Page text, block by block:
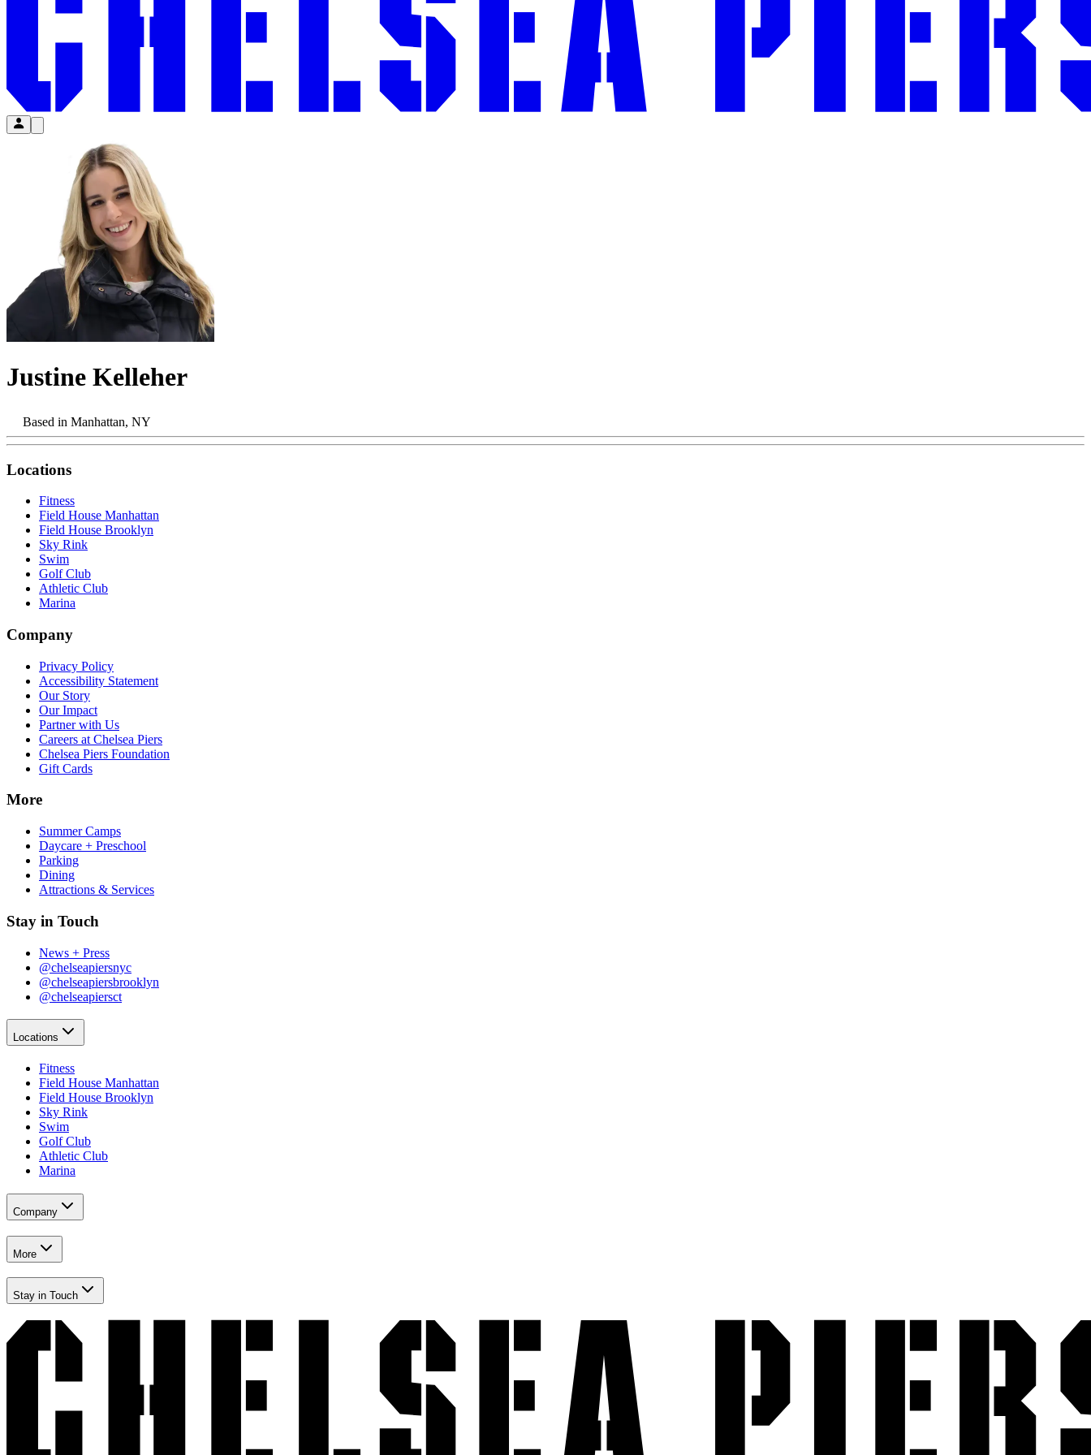
Justine Kelleher​​​​‌ ‍ ​‍​‍‌‍ ‌ ​‍‌‍‍‌‌‍‌ ‌‍‍‌‌‍ ‍​‍​‍​ ‍‍​‍​‍‌ ​ ‌‍​‌‌‍ ‍‌‍‍‌‌ ‌​‌ ‍‌​‍ ‍‌‍‍‌‌‍ ​‍​‍​‍ ​​‍​‍‌‍‍​‌ ​‍‌‍‌‌‌‍‌‍​‍​‍​ ‍‍​‍​‍‌‍‍​‌ ‌​‌ ‌​‌ ​​‌ ​ ​ ‍‍​‍ ​‍ ‌‍​ ‌‍‍​‌‍‌‌‌‍ ​‌ ​ ‌‍‌‌‌‍​‌‌ ​​‌‍‍‌‌‍‌‌‌ ​‍‌ ​ ​‍ ‍‌ ​ ‌‍​‌‌‍ ‍‌‍‍‌‌ ‌​‌ ‍‌​‍ ‍‌ ​ ‌ ‌​‌ ‌‌‌‍‌​‌‍‍‌‌‍ ​‍ ‌‍‍‌‌‍ ‍‌ ‌​‌‍‌‌‌‍ ‍‌ ‌​​‍ ‌‍‌‌‌‍‌​‌‍‍‌‌ ‌​​‍ ‌‍ ‌‌‍ ‌‍‌​‌‍‌‌​ ‌‌ ​​‌ ​‍‌‍‌‌‌ ​ ‌‍‌‌‌‍ ‍‌ ‌​‌‍​‌‌ ‌​‌‍‍‌‌‍ ‌‍ ‍​ ‍ ‌‍‍‌‌‍‌​​ ‌​ ‍‌​ ​​‌‍‌​​ ‌‍​ ‌‍‌‍​‍​ ‌​​ ‍‌​‍ ‌‌‍​‍​ ​‌​ ‌‌​ ‌ ​‍ ‌​ ‌​​ ‌‍‌‍‌​​ ‍​​‍ ‌‌‍​‍‌‍‌‌​ ‌ ​ ​​​‍ ‌​ ​​‌‍‌​‌‍​ ​ ‌‌​ ‍​​ ​‍​ ‍‌​ ​​​ ‌​​ ​​​ ​ ​ ​ ​ ‍ ‌ ‌​‌ ‍‌‌ ​​‌‍‌‌​ ‌‌‍​ ‌‍ ‌‍​‌‌‍​ ‌‍‍​​ ‍ ‌ ​​‌‍​‌‌ ‌​‌‍‍​​ ‌‌‍ ‍‌‍​‌‌‍ ‌‌‍‌‌​ ‌‍​‍‌‍​‌‌ ​ ‌‍‌‌‌‌‌‌‌ ​‍‌‍ ​​ ‌‌‍‍​‌ ‌​‌ ‌​‌ ​​‌ ​ ​‍‌‌​ ​ ‌​​‌​‍‌‌​ ​‍‌​‌‍​‍‌‌​ ​‍‌​‌‍‌‍​ ‌‍‍​‌‍‌‌‌‍ ​‌ ​ ‌‍‌‌‌‍​‌‌ ​​‌‍‍‌‌‍‌‌‌ ​‍‌ ​ ​‍ ‍‌ ​ ‌‍​‌‌‍ ‍‌‍‍‌‌ ‌​‌ ‍‌​‍ ‍‌ ​ ‌ ‌​‌ ‌‌‌‍‌​‌‍‍‌‌‍ ​‍‌‍‌‍‍‌‌‍‌​​ ‌​ ‍‌​ ​​‌‍‌​​ ‌‍​ ‌‍‌‍​‍​ ‌​​ ‍‌​‍ ‌‌‍​‍​ ​‌​ ‌‌​ ‌ ​‍ ‌​ ‌​​ ‌‍‌‍‌​​ ‍​​‍ ‌‌‍​‍‌‍‌‌​ ‌ ​ ​​​‍ ‌​ ​​‌‍‌​‌‍​ ​ ‌‌​ ‍​​ ​‍​ ‍‌​ ​​​ ‌​​ ​​​ ​ ​ ​ ​‍‌‍‌ ‌​‌ ‍‌‌ ​​‌‍‌‌​ ‌‌‍​ ‌‍ ‌‍​‌‌‍​ ‌‍‍​​‍‌‍‌ ​​‌‍​‌‌ ‌​‌‍‍​​ ‌‌‍ ‍‌‍​‌‌‍ ‌‌‍‌‌​‍‌‍‌ ​​‌‍‌‌‌ ​‍‌ ​ ‌ ​​‌‍‌‌‌‍​ ‌ ‌​‌‍‍‌‌ ‌‍‌‍‌‌​ ‌‌ ​​‌ ‌‌‌‍​‍‌‍ ​‌‍‍‌‌ ​ ‌‍‍​‌‍‌‌‌‍‌​​‍​‍‌ ‌
Based in Manhattan, NY​​​​‌ ‍ ​‍​‍‌‍ ‌ ​‍‌‍‍‌‌‍‌ ‌‍‍‌‌‍ ‍​‍​‍​ ‍‍​‍​‍‌ ​ ‌‍​‌‌‍ ‍‌‍‍‌‌ ‌​‌ ‍‌​‍ ‍‌‍‍‌‌‍ ​‍​‍​‍ ​​‍​‍‌‍‍​‌ ​‍‌‍‌‌‌‍‌‍​‍​‍​ ‍‍​‍​‍‌‍‍​‌ ‌​‌ ‌​‌ ​​‌ ​ ​ ‍‍​‍ ​‍ ‌‍​ ‌‍‍​‌‍‌‌‌‍ ​‌ ​ ‌‍‌‌‌‍​‌‌ ​​‌‍‍‌‌‍‌‌‌ ​‍‌ ​ ​‍ ‍‌ ​ ‌‍​‌‌‍ ‍‌‍‍‌‌ ‌​‌ ‍‌​‍ ‍‌ ​ ‌ ‌​‌ ‌‌‌‍‌​‌‍‍‌‌‍ ​‍ ‌‍‍‌‌‍ ‍‌ ‌​‌‍‌‌‌‍ ‍‌ ‌​​‍ ‌‍‌‌‌‍‌​‌‍‍‌‌ ‌​​‍ ‌‍ ‌‌‍ ‌‍‌​‌‍‌‌​ ‌‌ ​​‌ ​‍‌‍‌‌‌ ​ ‌‍‌‌‌‍ ‍‌ ‌​‌‍​‌‌ ‌​‌‍‍‌‌‍ ‌‍ ‍​ ‍ ‌‍‍‌‌‍‌​​ ‌​ ‍‌​ ​​‌‍‌​​ ‌‍​ ‌‍‌‍​‍​ ‌​​ ‍‌​‍ ‌‌‍​‍​ ​‌​ ‌‌​ ‌ ​‍ ‌​ ‌​​ ‌‍‌‍‌​​ ‍​​‍ ‌‌‍​‍‌‍‌‌​ ‌ ​ ​​​‍ ‌​ ​​‌‍‌​‌‍​ ​ ‌‌​ ‍​​ ​‍​ ‍‌​ ​​​ ‌​​ ​​​ ​ ​ ​ ​ ‍ ‌ ‌​‌ ‍‌‌ ​​‌‍‌‌​ ‌‌‍​ ‌‍ ‌‍​‌‌‍​ ‌‍‍​​ ‍ ‌ ​​‌‍​‌‌ ‌​‌‍‍​​ ‌‌‍ ​‌‍ ‌‍​ ‌‍​‌‌ ‌​‌‍‍‌‌‍ ‌‍ ‍​ ‌‍​‍‌‍​‌‌ ​ ‌‍‌‌‌‌‌‌‌ ​‍‌‍ ​​ ‌‌‍‍​‌ ‌​‌ ‌​‌ ​​‌ ​ ​‍‌‌​ ​ ‌​​‌​‍‌‌​ ​‍‌​‌‍​‍‌‌​ ​‍‌​‌‍‌‍​ ‌‍‍​‌‍‌‌‌‍ ​‌ ​ ‌‍‌‌‌‍​‌‌ ​​‌‍‍‌‌‍‌‌‌ ​‍‌ ​ ​‍ ‍‌ ​ ‌‍​‌‌‍ ‍‌‍‍‌‌ ‌​‌ ‍‌​‍ ‍‌ ​ ‌ ‌​‌ ‌‌‌‍‌​‌‍‍‌‌‍ ​‍‌‍‌‍‍‌‌‍‌​​ ‌​ ‍‌​ ​​‌‍‌​​ ‌‍​ ‌‍‌‍​‍​ ‌​​ ‍‌​‍ ‌‌‍​‍​ ​‌​ ‌‌​ ‌ ​‍ ‌​ ‌​​ ‌‍‌‍‌​​ ‍​​‍ ‌‌‍​‍‌‍‌‌​ ‌ ​ ​​​‍ ‌​ ​​‌‍‌​‌‍​ ​ ‌‌​ ‍​​ ​‍​ ‍‌​ ​​​ ‌​​ ​​​ ​ ​ ​ ​‍‌‍‌ ‌​‌ ‍‌‌ ​​‌‍‌‌​ ‌‌‍​ ‌‍ ‌‍​‌‌‍​ ‌‍‍​​‍‌‍‌ ​​‌‍​‌‌ ‌​‌‍‍​​ ‌‌‍ ​‌‍ ‌‍​ ‌‍​‌‌ ‌​‌‍‍‌‌‍ ‌‍ ‍​‍‌‍‌ ​​‌‍‌‌‌ ​‍‌ ​ ‌ ​​‌‍‌‌‌‍​ ‌ ‌​‌‍‍‌‌ ‌‍‌‍‌‌​ ‌‌ ​​‌ ‌‌‌‍​‍‌‍ ​‌‍‍‌‌ ​ ‌‍‍​‌‍‌‌‌‍‌​​‍​‍‌ ‌
Locations​​​​‌ ‍ ​‍​‍‌‍ ‌ ​‍‌‍‍‌‌‍‌ ‌‍‍‌‌‍ ‍​‍​‍​ ‍‍​‍​‍‌ ​ ‌‍​‌‌‍ ‍‌‍‍‌‌ ‌​‌ ‍‌​‍ ‍‌‍‍‌‌‍ ​‍​‍​‍ ​​‍​‍‌‍‍​‌ ​‍‌‍‌‌‌‍‌‍​‍​‍​ ‍‍​‍​‍‌‍‍​‌ ‌​‌ ‌​‌ ​​‌ ​ ​ ‍‍​‍ ​‍ ‌‍​ ‌‍‍​‌‍‌‌‌‍ ​‌ ​ ‌‍‌‌‌‍​‌‌ ​​‌‍‍‌‌‍‌‌‌ ​‍‌ ​ ​‍ ‍‌ ​ ‌‍​‌‌‍ ‍‌‍‍‌‌ ‌​‌ ‍‌​‍ ‍‌ ​ ‌ ‌​‌ ‌‌‌‍‌​‌‍‍‌‌‍ ​‍ ‌‍‍‌‌‍ ‍‌ ‌​‌‍‌‌‌‍ ‍‌ ‌​​‍ ‌‍‌‌‌‍‌​‌‍‍‌‌ ‌​​‍ ‌‍ ‌‌‍ ‌‍‌​‌‍‌‌​ ‌‌ ​​‌ ​‍‌‍‌‌‌ ​ ‌‍‌‌‌‍ ‍‌ ‌​‌‍​‌‌ ‌​‌‍‍‌‌‍ ‌‍ ‍​ ‍ ‌‍‍‌‌‍‌​​ ‌‌‍‌‍‌‍ ‌‍ ‌ ‌​‌‍‌‌‌ ​‍​ ‍ ‌ ‌​‌ ‍‌‌ ​​‌‍‌‌​ ‌‌‍‌‍‌‍ ‌‍ ‌ ‌​‌‍‌‌‌ ​‍​ ‍ ‌ ​​‌‍​‌‌ ‌​‌‍‍​​ ‌‌‍​ ‌‍ ‌‍ ​‌ ‌‌‌‍ ‌‌‍ ‍‌ ​ ​‍‌‌​ ‌‌‌​​‍‌‌ ‌‍‍ ‌‍‌‌‌ ‍‌​‍‌‌​ ​ ‌​‌​​‍‌‌​ ​ ‌​‌​​‍‌‌​ ​‍​ ​‍‌‍‌‌‌‍​‍​ ​‍​ ‍​‌‍​ ​ ‌‌‌‍​ ‌‍​ ‌‍‌‌‌‍​‍‌‍​‌​ ​‌​‍‌‌​ ​‍​ ​‍​‍‌‌​ ‌‌‌​‌​​‍ ‍‌ ‌​‌‍‍‌‌ ‌​‌‍ ​‌‍‌‌​ ‌‍​‍‌‍​‌‌ ​ ‌‍‌‌‌‌‌‌‌ ​‍‌‍ ​​ ‌‌‍‍​‌ ‌​‌ ‌​‌ ​​‌ ​ ​‍‌‌​ ​ ‌​​‌​‍‌‌​ ​‍‌​‌‍​‍‌‌​ ​‍‌​‌‍‌‍​ ‌‍‍​‌‍‌‌‌‍ ​‌ ​ ‌‍‌‌‌‍​‌‌ ​​‌‍‍‌‌‍‌‌‌ ​‍‌ ​ ​‍ ‍‌ ​ ‌‍​‌‌‍ ‍‌‍‍‌‌ ‌​‌ ‍‌​‍ ‍‌ ​ ‌ ‌​‌ ‌‌‌‍‌​‌‍‍‌‌‍ ​‍‌‍‌‍‍‌‌‍‌​​ ‌‌‍‌‍‌‍ ‌‍ ‌ ‌​‌‍‌‌‌ ​‍​‍‌‍‌ ‌​‌ ‍‌‌ ​​‌‍‌‌​ ‌‌‍‌‍‌‍ ‌‍ ‌ ‌​‌‍‌‌‌ ​‍​‍‌‍‌ ​​‌‍​‌‌ ‌​‌‍‍​​ ‌‌‍​ ‌‍ ‌‍ ​‌ ‌‌‌‍ ‌‌‍ ‍‌ ​ ​‍‌‌​ ‌‌‌​​‍‌‌ ‌‍‍ ‌‍‌‌‌ ‍‌​‍‌‌​ ​ ‌​‌​​‍‌‌​ ​ ‌​‌​​‍‌‌​ ​‍​ ​‍‌‍‌‌‌‍​‍​ ​‍​ ‍​‌‍​ ​ ‌‌‌‍​ ‌‍​ ‌‍‌‌‌‍​‍‌‍​‌​ ​‌​‍‌‌​ ​‍​ ​‍​‍‌‌​ ‌‌‌​‌​​‍ ‍‌ ‌​‌‍‍‌‌ ‌​‌‍ ​‌‍‌‌​‍‌‍‌ ​​‌‍‌‌‌ ​‍‌ ​ ‌ ​​‌‍‌‌‌‍​ ‌ ‌​‌‍‍‌‌ ‌‍‌‍‌‌​ ‌‌ ​​‌ ‌‌‌‍​‍‌‍ ​‌‍‍‌‌ ​ ‌‍‍​‌‍‌‌‌‍‌​​‍​‍‌ ‌
Fitness​​​​‌ ‍ ​‍​‍‌‍ ‌ ​‍‌‍‍‌‌‍‌ ‌‍‍‌‌‍ ‍​‍​‍​ ‍‍​‍​‍‌ ​ ‌‍​‌‌‍ ‍‌‍‍‌‌ ‌​‌ ‍‌​‍ ‍‌‍‍‌‌‍ ​‍​‍​‍ ​​‍​‍‌‍‍​‌ ​‍‌‍‌‌‌‍‌‍​‍​‍​ ‍‍​‍​‍‌‍‍​‌ ‌​‌ ‌​‌ ​​‌ ​ ​ ‍‍​‍ ​‍ ‌‍​ ‌‍‍​‌‍‌‌‌‍ ​‌ ​ ‌‍‌‌‌‍​‌‌ ​​‌‍‍‌‌‍‌‌‌ ​‍‌ ​ ​‍ ‍‌ ​ ‌‍​‌‌‍ ‍‌‍‍‌‌ ‌​‌ ‍‌​‍ ‍‌ ​ ‌ ‌​‌ ‌‌‌‍‌​‌‍‍‌‌‍ ​‍ ‌‍‍‌‌‍ ‍‌ ‌​‌‍‌‌‌‍ ‍‌ ‌​​‍ ‌‍‌‌‌‍‌​‌‍‍‌‌ ‌​​‍ ‌‍ ‌‌‍ ‌‍‌​‌‍‌‌​ ‌‌ ​​‌ ​‍‌‍‌‌‌ ​ ‌‍‌‌‌‍ ‍‌ ‌​‌‍​‌‌ ‌​‌‍‍‌‌‍ ‌‍ ‍​ ‍ ‌‍‍‌‌‍‌​​ ‌‌‍‌‍‌‍ ‌‍ ‌ ‌​‌‍‌‌‌ ​‍​ ‍ ‌ ‌​‌ ‍‌‌ ​​‌‍‌‌​ ‌‌‍‌‍‌‍ ‌‍ ‌ ‌​‌‍‌‌‌ ​‍​ ‍ ‌ ​​‌‍​‌‌ ‌​‌‍‍​​ ‌‌‍​ ‌‍ ‌‍ ​‌ ‌‌‌‍ ‌‌‍ ‍‌ ​ ​‍‌‌​ ‌‌‌​​‍‌‌ ‌‍‍ ‌‍‌‌‌ ‍‌​‍‌‌​ ​ ‌​‌​​‍‌‌​ ​ ‌​‌​​‍‌‌​ ​‍​ ​‍‌‍‌‌‌‍​‍​ ​‍​ ‍​‌‍​ ​ ‌‌‌‍​ ‌‍​ ‌‍‌‌‌‍​‍‌‍​‌​ ​‌​‍‌‌​ ​‍​ ​‍​‍‌‌​ ‌‌‌​‌​​‍ ‍‌‍ ​‌‍‍‌‌‍ ‍‌‍‍ ‌ ​ ​‍‌‌​ ‌‌‌​​‍‌‌ ‌‍‍ ‌‍‌‌‌ ‍‌​‍‌‌​ ​ ‌​‌​​‍‌‌​ ​ ‌​‌​​‍‌‌​ ​‍​ ​‍​ ​‍​ ​ ​ ​ ‌‍​ ‌‍‌‌​ ‍​​ ‌‍​ ​‌​ ‌​‌‍​‌‌‍​ ​ ‍‌​‍‌‌​ ​‍​ ​‍​‍‌‌​ ‌‌‌​‌​​‍ ‍‌‍ ‍‌‍​‌‌‍ ‌‌‍‌‌​ ‌‍​‍‌‍​‌‌ ​ ‌‍‌‌‌‌‌‌‌ ​‍‌‍ ​​ ‌‌‍‍​‌ ‌​‌ ‌​‌ ​​‌ ​ ​‍‌‌​ ​ ‌​​‌​‍‌‌​ ​‍‌​‌‍​‍‌‌​ ​‍‌​‌‍‌‍​ ‌‍‍​‌‍‌‌‌‍ ​‌ ​ ‌‍‌‌‌‍​‌‌ ​​‌‍‍‌‌‍‌‌‌ ​‍‌ ​ ​‍ ‍‌ ​ ‌‍​‌‌‍ ‍‌‍‍‌‌ ‌​‌ ‍‌​‍ ‍‌ ​ ‌ ‌​‌ ‌‌‌‍‌​‌‍‍‌‌‍ ​‍‌‍‌‍‍‌‌‍‌​​ ‌‌‍‌‍‌‍ ‌‍ ‌ ‌​‌‍‌‌‌ ​‍​‍‌‍‌ ‌​‌ ‍‌‌ ​​‌‍‌‌​ ‌‌‍‌‍‌‍ ‌‍ ‌ ‌​‌‍‌‌‌ ​‍​‍‌‍‌ ​​‌‍​‌‌ ‌​‌‍‍​​ ‌‌‍​ ‌‍ ‌‍ ​‌ ‌‌‌‍ ‌‌‍ ‍‌ ​ ​‍‌‌​ ‌‌‌​​‍‌‌ ‌‍‍ ‌‍‌‌‌ ‍‌​‍‌‌​ ​ ‌​‌​​‍‌‌​ ​ ‌​‌​​‍‌‌​ ​‍​ ​‍‌‍‌‌‌‍​‍​ ​‍​ ‍​‌‍​ ​ ‌‌‌‍​ ‌‍​ ‌‍‌‌‌‍​‍‌‍​‌​ ​‌​‍‌‌​ ​‍​ ​‍​‍‌‌​ ‌‌‌​‌​​‍ ‍‌‍ ​‌‍‍‌‌‍ ‍‌‍‍ ‌ ​ ​‍‌‌​ ‌‌‌​​‍‌‌ ‌‍‍ ‌‍‌‌‌ ‍‌​‍‌‌​ ​ ‌​‌​​‍‌‌​ ​ ‌​‌​​‍‌‌​ ​‍​ ​‍​ ​‍​ ​ ​ ​ ‌‍​ ‌‍‌‌​ ‍​​ ‌‍​ ​‌​ ‌​‌‍​‌‌‍​ ​ ‍‌​‍‌‌​ ​‍​ ​‍​‍‌‌​ ‌‌‌​‌​​‍ ‍‌‍ ‍‌‍​‌‌‍ ‌‌‍‌‌​‍‌‍‌ ​​‌‍‌‌‌ ​‍‌ ​ ‌ ​​‌‍‌‌‌‍​ ‌ ‌​‌‍‍‌‌ ‌‍‌‍‌‌​ ‌‌ ​​‌ ‌‌‌‍​‍‌‍ ​‌‍‍‌‌ ​ ‌‍‍​‌‍‌‌‌‍‌​​‍​‍‌ ‌
Field House Manhattan​​​​‌ ‍ ​‍​‍‌‍ ‌ ​‍‌‍‍‌‌‍‌ ‌‍‍‌‌‍ ‍​‍​‍​ ‍‍​‍​‍‌ ​ ‌‍​‌‌‍ ‍‌‍‍‌‌ ‌​‌ ‍‌​‍ ‍‌‍‍‌‌‍ ​‍​‍​‍ ​​‍​‍‌‍‍​‌ ​‍‌‍‌‌‌‍‌‍​‍​‍​ ‍‍​‍​‍‌‍‍​‌ ‌​‌ ‌​‌ ​​‌ ​ ​ ‍‍​‍ ​‍ ‌‍​ ‌‍‍​‌‍‌‌‌‍ ​‌ ​ ‌‍‌‌‌‍​‌‌ ​​‌‍‍‌‌‍‌‌‌ ​‍‌ ​ ​‍ ‍‌ ​ ‌‍​‌‌‍ ‍‌‍‍‌‌ ‌​‌ ‍‌​‍ ‍‌ ​ ‌ ‌​‌ ‌‌‌‍‌​‌‍‍‌‌‍ ​‍ ‌‍‍‌‌‍ ‍‌ ‌​‌‍‌‌‌‍ ‍‌ ‌​​‍ ‌‍‌‌‌‍‌​‌‍‍‌‌ ‌​​‍ ‌‍ ‌‌‍ ‌‍‌​‌‍‌‌​ ‌‌ ​​‌ ​‍‌‍‌‌‌ ​ ‌‍‌‌‌‍ ‍‌ ‌​‌‍​‌‌ ‌​‌‍‍‌‌‍ ‌‍ ‍​ ‍ ‌‍‍‌‌‍‌​​ ‌‌‍‌‍‌‍ ‌‍ ‌ ‌​‌‍‌‌‌ ​‍​ ‍ ‌ ‌​‌ ‍‌‌ ​​‌‍‌‌​ ‌‌‍‌‍‌‍ ‌‍ ‌ ‌​‌‍‌‌‌ ​‍​ ‍ ‌ ​​‌‍​‌‌ ‌​‌‍‍​​ ‌‌‍​ ‌‍ ‌‍ ​‌ ‌‌‌‍ ‌‌‍ ‍‌ ​ ​‍‌‌​ ‌‌‌​​‍‌‌ ‌‍‍ ‌‍‌‌‌ ‍‌​‍‌‌​ ​ ‌​‌​​‍‌‌​ ​ ‌​‌​​‍‌‌​ ​‍​ ​‍‌‍‌‌‌‍​‍​ ​‍​ ‍​‌‍​ ​ ‌‌‌‍​ ‌‍​ ‌‍‌‌‌‍​‍‌‍​‌​ ​‌​‍‌‌​ ​‍​ ​‍​‍‌‌​ ‌‌‌​‌​​‍ ‍‌‍ ​‌‍‍‌‌‍ ‍‌‍‍ ‌ ​ ​‍‌‌​ ‌‌‌​​‍‌‌ ‌‍‍ ‌‍‌‌‌ ‍‌​‍‌‌​ ​ ‌​‌​​‍‌‌​ ​ ‌​‌​​‍‌‌​ ​‍​ ​‍​ ​‌​ ​ ​ ​‌‌‍​‍​ ​​​ ​‌‌‍​‌​ ‌ ​ ​‍​ ​‍​ ‌‍​ ‌​​‍‌‌​ ​‍​ ​‍​‍‌‌​ ‌‌‌​‌​​‍ ‍‌‍ ‍‌‍​‌‌‍ ‌‌‍‌‌​ ‌‍​‍‌‍​‌‌ ​ ‌‍‌‌‌‌‌‌‌ ​‍‌‍ ​​ ‌‌‍‍​‌ ‌​‌ ‌​‌ ​​‌ ​ ​‍‌‌​ ​ ‌​​‌​‍‌‌​ ​‍‌​‌‍​‍‌‌​ ​‍‌​‌‍‌‍​ ‌‍‍​‌‍‌‌‌‍ ​‌ ​ ‌‍‌‌‌‍​‌‌ ​​‌‍‍‌‌‍‌‌‌ ​‍‌ ​ ​‍ ‍‌ ​ ‌‍​‌‌‍ ‍‌‍‍‌‌ ‌​‌ ‍‌​‍ ‍‌ ​ ‌ ‌​‌ ‌‌‌‍‌​‌‍‍‌‌‍ ​‍‌‍‌‍‍‌‌‍‌​​ ‌‌‍‌‍‌‍ ‌‍ ‌ ‌​‌‍‌‌‌ ​‍​‍‌‍‌ ‌​‌ ‍‌‌ ​​‌‍‌‌​ ‌‌‍‌‍‌‍ ‌‍ ‌ ‌​‌‍‌‌‌ ​‍​‍‌‍‌ ​​‌‍​‌‌ ‌​‌‍‍​​ ‌‌‍​ ‌‍ ‌‍ ​‌ ‌‌‌‍ ‌‌‍ ‍‌ ​ ​‍‌‌​ ‌‌‌​​‍‌‌ ‌‍‍ ‌‍‌‌‌ ‍‌​‍‌‌​ ​ ‌​‌​​‍‌‌​ ​ ‌​‌​​‍‌‌​ ​‍​ ​‍‌‍‌‌‌‍​‍​ ​‍​ ‍​‌‍​ ​ ‌‌‌‍​ ‌‍​ ‌‍‌‌‌‍​‍‌‍​‌​ ​‌​‍‌‌​ ​‍​ ​‍​‍‌‌​ ‌‌‌​‌​​‍ ‍‌‍ ​‌‍‍‌‌‍ ‍‌‍‍ ‌ ​ ​‍‌‌​ ‌‌‌​​‍‌‌ ‌‍‍ ‌‍‌‌‌ ‍‌​‍‌‌​ ​ ‌​‌​​‍‌‌​ ​ ‌​‌​​‍‌‌​ ​‍​ ​‍​ ​‌​ ​ ​ ​‌‌‍​‍​ ​​​ ​‌‌‍​‌​ ‌ ​ ​‍​ ​‍​ ‌‍​ ‌​​‍‌‌​ ​‍​ ​‍​‍‌‌​ ‌‌‌​‌​​‍ ‍‌‍ ‍‌‍​‌‌‍ ‌‌‍‌‌​‍‌‍‌ ​​‌‍‌‌‌ ​‍‌ ​ ‌ ​​‌‍‌‌‌‍​ ‌ ‌​‌‍‍‌‌ ‌‍‌‍‌‌​ ‌‌ ​​‌ ‌‌‌‍​‍‌‍ ​‌‍‍‌‌ ​ ‌‍‍​‌‍‌‌‌‍‌​​‍​‍‌ ‌
Field House Brooklyn​​​​‌ ‍ ​‍​‍‌‍ ‌ ​‍‌‍‍‌‌‍‌ ‌‍‍‌‌‍ ‍​‍​‍​ ‍‍​‍​‍‌ ​ ‌‍​‌‌‍ ‍‌‍‍‌‌ ‌​‌ ‍‌​‍ ‍‌‍‍‌‌‍ ​‍​‍​‍ ​​‍​‍‌‍‍​‌ ​‍‌‍‌‌‌‍‌‍​‍​‍​ ‍‍​‍​‍‌‍‍​‌ ‌​‌ ‌​‌ ​​‌ ​ ​ ‍‍​‍ ​‍ ‌‍​ ‌‍‍​‌‍‌‌‌‍ ​‌ ​ ‌‍‌‌‌‍​‌‌ ​​‌‍‍‌‌‍‌‌‌ ​‍‌ ​ ​‍ ‍‌ ​ ‌‍​‌‌‍ ‍‌‍‍‌‌ ‌​‌ ‍‌​‍ ‍‌ ​ ‌ ‌​‌ ‌‌‌‍‌​‌‍‍‌‌‍ ​‍ ‌‍‍‌‌‍ ‍‌ ‌​‌‍‌‌‌‍ ‍‌ ‌​​‍ ‌‍‌‌‌‍‌​‌‍‍‌‌ ‌​​‍ ‌‍ ‌‌‍ ‌‍‌​‌‍‌‌​ ‌‌ ​​‌ ​‍‌‍‌‌‌ ​ ‌‍‌‌‌‍ ‍‌ ‌​‌‍​‌‌ ‌​‌‍‍‌‌‍ ‌‍ ‍​ ‍ ‌‍‍‌‌‍‌​​ ‌‌‍‌‍‌‍ ‌‍ ‌ ‌​‌‍‌‌‌ ​‍​ ‍ ‌ ‌​‌ ‍‌‌ ​​‌‍‌‌​ ‌‌‍‌‍‌‍ ‌‍ ‌ ‌​‌‍‌‌‌ ​‍​ ‍ ‌ ​​‌‍​‌‌ ‌​‌‍‍​​ ‌‌‍​ ‌‍ ‌‍ ​‌ ‌‌‌‍ ‌‌‍ ‍‌ ​ ​‍‌‌​ ‌‌‌​​‍‌‌ ‌‍‍ ‌‍‌‌‌ ‍‌​‍‌‌​ ​ ‌​‌​​‍‌‌​ ​ ‌​‌​​‍‌‌​ ​‍​ ​‍‌‍‌‌‌‍​‍​ ​‍​ ‍​‌‍​ ​ ‌‌‌‍​ ‌‍​ ‌‍‌‌‌‍​‍‌‍​‌​ ​‌​‍‌‌​ ​‍​ ​‍​‍‌‌​ ‌‌‌​‌​​‍ ‍‌‍ ​‌‍‍‌‌‍ ‍‌‍‍ ‌ ​ ​‍‌‌​ ‌‌‌​​‍‌‌ ‌‍‍ ‌‍‌‌‌ ‍‌​‍‌‌​ ​ ‌​‌​​‍‌‌​ ​ ‌​‌​​‍‌‌​ ​‍​ ​‍​ ‌‍​ ‍​​ ‌ ‌‍‌​​ ​‌​ ​‍​ ‌‌​ ‌‍​ ​‍​ ​‌‌‍​ ​ ​‌​‍‌‌​ ​‍​ ​‍​‍‌‌​ ‌‌‌​‌​​‍ ‍‌‍ ‍‌‍​‌‌‍ ‌‌‍‌‌​ ‌‍​‍‌‍​‌‌ ​ ‌‍‌‌‌‌‌‌‌ ​‍‌‍ ​​ ‌‌‍‍​‌ ‌​‌ ‌​‌ ​​‌ ​ ​‍‌‌​ ​ ‌​​‌​‍‌‌​ ​‍‌​‌‍​‍‌‌​ ​‍‌​‌‍‌‍​ ‌‍‍​‌‍‌‌‌‍ ​‌ ​ ‌‍‌‌‌‍​‌‌ ​​‌‍‍‌‌‍‌‌‌ ​‍‌ ​ ​‍ ‍‌ ​ ‌‍​‌‌‍ ‍‌‍‍‌‌ ‌​‌ ‍‌​‍ ‍‌ ​ ‌ ‌​‌ ‌‌‌‍‌​‌‍‍‌‌‍ ​‍‌‍‌‍‍‌‌‍‌​​ ‌‌‍‌‍‌‍ ‌‍ ‌ ‌​‌‍‌‌‌ ​‍​‍‌‍‌ ‌​‌ ‍‌‌ ​​‌‍‌‌​ ‌‌‍‌‍‌‍ ‌‍ ‌ ‌​‌‍‌‌‌ ​‍​‍‌‍‌ ​​‌‍​‌‌ ‌​‌‍‍​​ ‌‌‍​ ‌‍ ‌‍ ​‌ ‌‌‌‍ ‌‌‍ ‍‌ ​ ​‍‌‌​ ‌‌‌​​‍‌‌ ‌‍‍ ‌‍‌‌‌ ‍‌​‍‌‌​ ​ ‌​‌​​‍‌‌​ ​ ‌​‌​​‍‌‌​ ​‍​ ​‍‌‍‌‌‌‍​‍​ ​‍​ ‍​‌‍​ ​ ‌‌‌‍​ ‌‍​ ‌‍‌‌‌‍​‍‌‍​‌​ ​‌​‍‌‌​ ​‍​ ​‍​‍‌‌​ ‌‌‌​‌​​‍ ‍‌‍ ​‌‍‍‌‌‍ ‍‌‍‍ ‌ ​ ​‍‌‌​ ‌‌‌​​‍‌‌ ‌‍‍ ‌‍‌‌‌ ‍‌​‍‌‌​ ​ ‌​‌​​‍‌‌​ ​ ‌​‌​​‍‌‌​ ​‍​ ​‍​ ‌‍​ ‍​​ ‌ ‌‍‌​​ ​‌​ ​‍​ ‌‌​ ‌‍​ ​‍​ ​‌‌‍​ ​ ​‌​‍‌‌​ ​‍​ ​‍​‍‌‌​ ‌‌‌​‌​​‍ ‍‌‍ ‍‌‍​‌‌‍ ‌‌‍‌‌​‍‌‍‌ ​​‌‍‌‌‌ ​‍‌ ​ ‌ ​​‌‍‌‌‌‍​ ‌ ‌​‌‍‍‌‌ ‌‍‌‍‌‌​ ‌‌ ​​‌ ‌‌‌‍​‍‌‍ ​‌‍‍‌‌ ​ ‌‍‍​‌‍‌‌‌‍‌​​‍​‍‌ ‌
Sky Rink​​​​‌ ‍ ​‍​‍‌‍ ‌ ​‍‌‍‍‌‌‍‌ ‌‍‍‌‌‍ ‍​‍​‍​ ‍‍​‍​‍‌ ​ ‌‍​‌‌‍ ‍‌‍‍‌‌ ‌​‌ ‍‌​‍ ‍‌‍‍‌‌‍ ​‍​‍​‍ ​​‍​‍‌‍‍​‌ ​‍‌‍‌‌‌‍‌‍​‍​‍​ ‍‍​‍​‍‌‍‍​‌ ‌​‌ ‌​‌ ​​‌ ​ ​ ‍‍​‍ ​‍ ‌‍​ ‌‍‍​‌‍‌‌‌‍ ​‌ ​ ‌‍‌‌‌‍​‌‌ ​​‌‍‍‌‌‍‌‌‌ ​‍‌ ​ ​‍ ‍‌ ​ ‌‍​‌‌‍ ‍‌‍‍‌‌ ‌​‌ ‍‌​‍ ‍‌ ​ ‌ ‌​‌ ‌‌‌‍‌​‌‍‍‌‌‍ ​‍ ‌‍‍‌‌‍ ‍‌ ‌​‌‍‌‌‌‍ ‍‌ ‌​​‍ ‌‍‌‌‌‍‌​‌‍‍‌‌ ‌​​‍ ‌‍ ‌‌‍ ‌‍‌​‌‍‌‌​ ‌‌ ​​‌ ​‍‌‍‌‌‌ ​ ‌‍‌‌‌‍ ‍‌ ‌​‌‍​‌‌ ‌​‌‍‍‌‌‍ ‌‍ ‍​ ‍ ‌‍‍‌‌‍‌​​ ‌‌‍‌‍‌‍ ‌‍ ‌ ‌​‌‍‌‌‌ ​‍​ ‍ ‌ ‌​‌ ‍‌‌ ​​‌‍‌‌​ ‌‌‍‌‍‌‍ ‌‍ ‌ ‌​‌‍‌‌‌ ​‍​ ‍ ‌ ​​‌‍​‌‌ ‌​‌‍‍​​ ‌‌‍​ ‌‍ ‌‍ ​‌ ‌‌‌‍ ‌‌‍ ‍‌ ​ ​‍‌‌​ ‌‌‌​​‍‌‌ ‌‍‍ ‌‍‌‌‌ ‍‌​‍‌‌​ ​ ‌​‌​​‍‌‌​ ​ ‌​‌​​‍‌‌​ ​‍​ ​‍‌‍‌‌‌‍​‍​ ​‍​ ‍​‌‍​ ​ ‌‌‌‍​ ‌‍​ ‌‍‌‌‌‍​‍‌‍​‌​ ​‌​‍‌‌​ ​‍​ ​‍​‍‌‌​ ‌‌‌​‌​​‍ ‍‌‍ ​‌‍‍‌‌‍ ‍‌‍‍ ‌ ​ ​‍‌‌​ ‌‌‌​​‍‌‌ ‌‍‍ ‌‍‌‌‌ ‍‌​‍‌‌​ ​ ‌​‌​​‍‌‌​ ​ ‌​‌​​‍‌‌​ ​‍​ ​‍​ ‌​​ ‌ ‌‍‌‍‌‍‌‍​ ​​​ ‌‍​ ‌‌​ ‌​‌‍‌​‌‍‌​​ ​‌‌‍​‍​‍‌‌​ ​‍​ ​‍​‍‌‌​ ‌‌‌​‌​​‍ ‍‌‍ ‍‌‍​‌‌‍ ‌‌‍‌‌​ ‌‍​‍‌‍​‌‌ ​ ‌‍‌‌‌‌‌‌‌ ​‍‌‍ ​​ ‌‌‍‍​‌ ‌​‌ ‌​‌ ​​‌ ​ ​‍‌‌​ ​ ‌​​‌​‍‌‌​ ​‍‌​‌‍​‍‌‌​ ​‍‌​‌‍‌‍​ ‌‍‍​‌‍‌‌‌‍ ​‌ ​ ‌‍‌‌‌‍​‌‌ ​​‌‍‍‌‌‍‌‌‌ ​‍‌ ​ ​‍ ‍‌ ​ ‌‍​‌‌‍ ‍‌‍‍‌‌ ‌​‌ ‍‌​‍ ‍‌ ​ ‌ ‌​‌ ‌‌‌‍‌​‌‍‍‌‌‍ ​‍‌‍‌‍‍‌‌‍‌​​ ‌‌‍‌‍‌‍ ‌‍ ‌ ‌​‌‍‌‌‌ ​‍​‍‌‍‌ ‌​‌ ‍‌‌ ​​‌‍‌‌​ ‌‌‍‌‍‌‍ ‌‍ ‌ ‌​‌‍‌‌‌ ​‍​‍‌‍‌ ​​‌‍​‌‌ ‌​‌‍‍​​ ‌‌‍​ ‌‍ ‌‍ ​‌ ‌‌‌‍ ‌‌‍ ‍‌ ​ ​‍‌‌​ ‌‌‌​​‍‌‌ ‌‍‍ ‌‍‌‌‌ ‍‌​‍‌‌​ ​ ‌​‌​​‍‌‌​ ​ ‌​‌​​‍‌‌​ ​‍​ ​‍‌‍‌‌‌‍​‍​ ​‍​ ‍​‌‍​ ​ ‌‌‌‍​ ‌‍​ ‌‍‌‌‌‍​‍‌‍​‌​ ​‌​‍‌‌​ ​‍​ ​‍​‍‌‌​ ‌‌‌​‌​​‍ ‍‌‍ ​‌‍‍‌‌‍ ‍‌‍‍ ‌ ​ ​‍‌‌​ ‌‌‌​​‍‌‌ ‌‍‍ ‌‍‌‌‌ ‍‌​‍‌‌​ ​ ‌​‌​​‍‌‌​ ​ ‌​‌​​‍‌‌​ ​‍​ ​‍​ ‌​​ ‌ ‌‍‌‍‌‍‌‍​ ​​​ ‌‍​ ‌‌​ ‌​‌‍‌​‌‍‌​​ ​‌‌‍​‍​‍‌‌​ ​‍​ ​‍​‍‌‌​ ‌‌‌​‌​​‍ ‍‌‍ ‍‌‍​‌‌‍ ‌‌‍‌‌​‍‌‍‌ ​​‌‍‌‌‌ ​‍‌ ​ ‌ ​​‌‍‌‌‌‍​ ‌ ‌​‌‍‍‌‌ ‌‍‌‍‌‌​ ‌‌ ​​‌ ‌‌‌‍​‍‌‍ ​‌‍‍‌‌ ​ ‌‍‍​‌‍‌‌‌‍‌​​‍​‍‌ ‌
Swim​​​​‌ ‍ ​‍​‍‌‍ ‌ ​‍‌‍‍‌‌‍‌ ‌‍‍‌‌‍ ‍​‍​‍​ ‍‍​‍​‍‌ ​ ‌‍​‌‌‍ ‍‌‍‍‌‌ ‌​‌ ‍‌​‍ ‍‌‍‍‌‌‍ ​‍​‍​‍ ​​‍​‍‌‍‍​‌ ​‍‌‍‌‌‌‍‌‍​‍​‍​ ‍‍​‍​‍‌‍‍​‌ ‌​‌ ‌​‌ ​​‌ ​ ​ ‍‍​‍ ​‍ ‌‍​ ‌‍‍​‌‍‌‌‌‍ ​‌ ​ ‌‍‌‌‌‍​‌‌ ​​‌‍‍‌‌‍‌‌‌ ​‍‌ ​ ​‍ ‍‌ ​ ‌‍​‌‌‍ ‍‌‍‍‌‌ ‌​‌ ‍‌​‍ ‍‌ ​ ‌ ‌​‌ ‌‌‌‍‌​‌‍‍‌‌‍ ​‍ ‌‍‍‌‌‍ ‍‌ ‌​‌‍‌‌‌‍ ‍‌ ‌​​‍ ‌‍‌‌‌‍‌​‌‍‍‌‌ ‌​​‍ ‌‍ ‌‌‍ ‌‍‌​‌‍‌‌​ ‌‌ ​​‌ ​‍‌‍‌‌‌ ​ ‌‍‌‌‌‍ ‍‌ ‌​‌‍​‌‌ ‌​‌‍‍‌‌‍ ‌‍ ‍​ ‍ ‌‍‍‌‌‍‌​​ ‌‌‍‌‍‌‍ ‌‍ ‌ ‌​‌‍‌‌‌ ​‍​ ‍ ‌ ‌​‌ ‍‌‌ ​​‌‍‌‌​ ‌‌‍‌‍‌‍ ‌‍ ‌ ‌​‌‍‌‌‌ ​‍​ ‍ ‌ ​​‌‍​‌‌ ‌​‌‍‍​​ ‌‌‍​ ‌‍ ‌‍ ​‌ ‌‌‌‍ ‌‌‍ ‍‌ ​ ​‍‌‌​ ‌‌‌​​‍‌‌ ‌‍‍ ‌‍‌‌‌ ‍‌​‍‌‌​ ​ ‌​‌​​‍‌‌​ ​ ‌​‌​​‍‌‌​ ​‍​ ​‍‌‍‌‌‌‍​‍​ ​‍​ ‍​‌‍​ ​ ‌‌‌‍​ ‌‍​ ‌‍‌‌‌‍​‍‌‍​‌​ ​‌​‍‌‌​ ​‍​ ​‍​‍‌‌​ ‌‌‌​‌​​‍ ‍‌‍ ​‌‍‍‌‌‍ ‍‌‍‍ ‌ ​ ​‍‌‌​ ‌‌‌​​‍‌‌ ‌‍‍ ‌‍‌‌‌ ‍‌​‍‌‌​ ​ ‌​‌​​‍‌‌​ ​ ‌​‌​​‍‌‌​ ​‍​ ​‍‌‍‌‍‌‍‌‍​ ​​​ ‌‌​ ‌‌​ ‌​​ ​‍‌‍​ ​ ​‌​ ​ ‌‍​ ‌‍​‌‌‍​ ‌‍‌‌​ ‌‍​ ​‌​ ​ ‌‍​ ‌‍​‍​ ‌​​ ‍​‌‍‌​​ ‍​​ ‌‍​ ‌‌‌‍​‍​ ‌​​ ‌​​ ​‌​ ‍‌​ ‍‌‌‍​ ​‍‌‌​ ​‍​ ​‍​‍‌‌​ ‌‌‌​‌​​‍ ‍‌‍ ‍‌‍​‌‌‍ ‌‌‍‌‌​ ‌‍​‍‌‍​‌‌ ​ ‌‍‌‌‌‌‌‌‌ ​‍‌‍ ​​ ‌‌‍‍​‌ ‌​‌ ‌​‌ ​​‌ ​ ​‍‌‌​ ​ ‌​​‌​‍‌‌​ ​‍‌​‌‍​‍‌‌​ ​‍‌​‌‍‌‍​ ‌‍‍​‌‍‌‌‌‍ ​‌ ​ ‌‍‌‌‌‍​‌‌ ​​‌‍‍‌‌‍‌‌‌ ​‍‌ ​ ​‍ ‍‌ ​ ‌‍​‌‌‍ ‍‌‍‍‌‌ ‌​‌ ‍‌​‍ ‍‌ ​ ‌ ‌​‌ ‌‌‌‍‌​‌‍‍‌‌‍ ​‍‌‍‌‍‍‌‌‍‌​​ ‌‌‍‌‍‌‍ ‌‍ ‌ ‌​‌‍‌‌‌ ​‍​‍‌‍‌ ‌​‌ ‍‌‌ ​​‌‍‌‌​ ‌‌‍‌‍‌‍ ‌‍ ‌ ‌​‌‍‌‌‌ ​‍​‍‌‍‌ ​​‌‍​‌‌ ‌​‌‍‍​​ ‌‌‍​ ‌‍ ‌‍ ​‌ ‌‌‌‍ ‌‌‍ ‍‌ ​ ​‍‌‌​ ‌‌‌​​‍‌‌ ‌‍‍ ‌‍‌‌‌ ‍‌​‍‌‌​ ​ ‌​‌​​‍‌‌​ ​ ‌​‌​​‍‌‌​ ​‍​ ​‍‌‍‌‌‌‍​‍​ ​‍​ ‍​‌‍​ ​ ‌‌‌‍​ ‌‍​ ‌‍‌‌‌‍​‍‌‍​‌​ ​‌​‍‌‌​ ​‍​ ​‍​‍‌‌​ ‌‌‌​‌​​‍ ‍‌‍ ​‌‍‍‌‌‍ ‍‌‍‍ ‌ ​ ​‍‌‌​ ‌‌‌​​‍‌‌ ‌‍‍ ‌‍‌‌‌ ‍‌​‍‌‌​ ​ ‌​‌​​‍‌‌​ ​ ‌​‌​​‍‌‌​ ​‍​ ​‍‌‍‌‍‌‍‌‍​ ​​​ ‌‌​ ‌‌​ ‌​​ ​‍‌‍​ ​ ​‌​ ​ ‌‍​ ‌‍​‌‌‍​ ‌‍‌‌​ ‌‍​ ​‌​ ​ ‌‍​ ‌‍​‍​ ‌​​ ‍​‌‍‌​​ ‍​​ ‌‍​ ‌‌‌‍​‍​ ‌​​ ‌​​ ​‌​ ‍‌​ ‍‌‌‍​ ​‍‌‌​ ​‍​ ​‍​‍‌‌​ ‌‌‌​‌​​‍ ‍‌‍ ‍‌‍​‌‌‍ ‌‌‍‌‌​‍‌‍‌ ​​‌‍‌‌‌ ​‍‌ ​ ‌ ​​‌‍‌‌‌‍​ ‌ ‌​‌‍‍‌‌ ‌‍‌‍‌‌​ ‌‌ ​​‌ ‌‌‌‍​‍‌‍ ​‌‍‍‌‌ ​ ‌‍‍​‌‍‌‌‌‍‌​​‍​‍‌ ‌
Golf Club​​​​‌ ‍ ​‍​‍‌‍ ‌ ​‍‌‍‍‌‌‍‌ ‌‍‍‌‌‍ ‍​‍​‍​ ‍‍​‍​‍‌ ​ ‌‍​‌‌‍ ‍‌‍‍‌‌ ‌​‌ ‍‌​‍ ‍‌‍‍‌‌‍ ​‍​‍​‍ ​​‍​‍‌‍‍​‌ ​‍‌‍‌‌‌‍‌‍​‍​‍​ ‍‍​‍​‍‌‍‍​‌ ‌​‌ ‌​‌ ​​‌ ​ ​ ‍‍​‍ ​‍ ‌‍​ ‌‍‍​‌‍‌‌‌‍ ​‌ ​ ‌‍‌‌‌‍​‌‌ ​​‌‍‍‌‌‍‌‌‌ ​‍‌ ​ ​‍ ‍‌ ​ ‌‍​‌‌‍ ‍‌‍‍‌‌ ‌​‌ ‍‌​‍ ‍‌ ​ ‌ ‌​‌ ‌‌‌‍‌​‌‍‍‌‌‍ ​‍ ‌‍‍‌‌‍ ‍‌ ‌​‌‍‌‌‌‍ ‍‌ ‌​​‍ ‌‍‌‌‌‍‌​‌‍‍‌‌ ‌​​‍ ‌‍ ‌‌‍ ‌‍‌​‌‍‌‌​ ‌‌ ​​‌ ​‍‌‍‌‌‌ ​ ‌‍‌‌‌‍ ‍‌ ‌​‌‍​‌‌ ‌​‌‍‍‌‌‍ ‌‍ ‍​ ‍ ‌‍‍‌‌‍‌​​ ‌‌‍‌‍‌‍ ‌‍ ‌ ‌​‌‍‌‌‌ ​‍​ ‍ ‌ ‌​‌ ‍‌‌ ​​‌‍‌‌​ ‌‌‍‌‍‌‍ ‌‍ ‌ ‌​‌‍‌‌‌ ​‍​ ‍ ‌ ​​‌‍​‌‌ ‌​‌‍‍​​ ‌‌‍​ ‌‍ ‌‍ ​‌ ‌‌‌‍ ‌‌‍ ‍‌ ​ ​‍‌‌​ ‌‌‌​​‍‌‌ ‌‍‍ ‌‍‌‌‌ ‍‌​‍‌‌​ ​ ‌​‌​​‍‌‌​ ​ ‌​‌​​‍‌‌​ ​‍​ ​‍‌‍‌‌‌‍​‍​ ​‍​ ‍​‌‍​ ​ ‌‌‌‍​ ‌‍​ ‌‍‌‌‌‍​‍‌‍​‌​ ​‌​‍‌‌​ ​‍​ ​‍​‍‌‌​ ‌‌‌​‌​​‍ ‍‌‍ ​‌‍‍‌‌‍ ‍‌‍‍ ‌ ​ ​‍‌‌​ ‌‌‌​​‍‌‌ ‌‍‍ ‌‍‌‌‌ ‍‌​‍‌‌​ ​ ‌​‌​​‍‌‌​ ​ ‌​‌​​‍‌‌​ ​‍​ ​‍​ ‌​‌‍‌‌​ ‌‍‌‍‌​​ ​‍​ ‌‍​ ​‍‌‍‌‍‌‍​‌‌‍​ ‌‍​ ‌‍​ ​‍‌‌​ ​‍​ ​‍​‍‌‌​ ‌‌‌​‌​​‍ ‍‌‍ ‍‌‍​‌‌‍ ‌‌‍‌‌​ ‌‍​‍‌‍​‌‌ ​ ‌‍‌‌‌‌‌‌‌ ​‍‌‍ ​​ ‌‌‍‍​‌ ‌​‌ ‌​‌ ​​‌ ​ ​‍‌‌​ ​ ‌​​‌​‍‌‌​ ​‍‌​‌‍​‍‌‌​ ​‍‌​‌‍‌‍​ ‌‍‍​‌‍‌‌‌‍ ​‌ ​ ‌‍‌‌‌‍​‌‌ ​​‌‍‍‌‌‍‌‌‌ ​‍‌ ​ ​‍ ‍‌ ​ ‌‍​‌‌‍ ‍‌‍‍‌‌ ‌​‌ ‍‌​‍ ‍‌ ​ ‌ ‌​‌ ‌‌‌‍‌​‌‍‍‌‌‍ ​‍‌‍‌‍‍‌‌‍‌​​ ‌‌‍‌‍‌‍ ‌‍ ‌ ‌​‌‍‌‌‌ ​‍​‍‌‍‌ ‌​‌ ‍‌‌ ​​‌‍‌‌​ ‌‌‍‌‍‌‍ ‌‍ ‌ ‌​‌‍‌‌‌ ​‍​‍‌‍‌ ​​‌‍​‌‌ ‌​‌‍‍​​ ‌‌‍​ ‌‍ ‌‍ ​‌ ‌‌‌‍ ‌‌‍ ‍‌ ​ ​‍‌‌​ ‌‌‌​​‍‌‌ ‌‍‍ ‌‍‌‌‌ ‍‌​‍‌‌​ ​ ‌​‌​​‍‌‌​ ​ ‌​‌​​‍‌‌​ ​‍​ ​‍‌‍‌‌‌‍​‍​ ​‍​ ‍​‌‍​ ​ ‌‌‌‍​ ‌‍​ ‌‍‌‌‌‍​‍‌‍​‌​ ​‌​‍‌‌​ ​‍​ ​‍​‍‌‌​ ‌‌‌​‌​​‍ ‍‌‍ ​‌‍‍‌‌‍ ‍‌‍‍ ‌ ​ ​‍‌‌​ ‌‌‌​​‍‌‌ ‌‍‍ ‌‍‌‌‌ ‍‌​‍‌‌​ ​ ‌​‌​​‍‌‌​ ​ ‌​‌​​‍‌‌​ ​‍​ ​‍​ ‌​‌‍‌‌​ ‌‍‌‍‌​​ ​‍​ ‌‍​ ​‍‌‍‌‍‌‍​‌‌‍​ ‌‍​ ‌‍​ ​‍‌‌​ ​‍​ ​‍​‍‌‌​ ‌‌‌​‌​​‍ ‍‌‍ ‍‌‍​‌‌‍ ‌‌‍‌‌​‍‌‍‌ ​​‌‍‌‌‌ ​‍‌ ​ ‌ ​​‌‍‌‌‌‍​ ‌ ‌​‌‍‍‌‌ ‌‍‌‍‌‌​ ‌‌ ​​‌ ‌‌‌‍​‍‌‍ ​‌‍‍‌‌ ​ ‌‍‍​‌‍‌‌‌‍‌​​‍​‍‌ ‌
Athletic Club​​​​‌ ‍ ​‍​‍‌‍ ‌ ​‍‌‍‍‌‌‍‌ ‌‍‍‌‌‍ ‍​‍​‍​ ‍‍​‍​‍‌ ​ ‌‍​‌‌‍ ‍‌‍‍‌‌ ‌​‌ ‍‌​‍ ‍‌‍‍‌‌‍ ​‍​‍​‍ ​​‍​‍‌‍‍​‌ ​‍‌‍‌‌‌‍‌‍​‍​‍​ ‍‍​‍​‍‌‍‍​‌ ‌​‌ ‌​‌ ​​‌ ​ ​ ‍‍​‍ ​‍ ‌‍​ ‌‍‍​‌‍‌‌‌‍ ​‌ ​ ‌‍‌‌‌‍​‌‌ ​​‌‍‍‌‌‍‌‌‌ ​‍‌ ​ ​‍ ‍‌ ​ ‌‍​‌‌‍ ‍‌‍‍‌‌ ‌​‌ ‍‌​‍ ‍‌ ​ ‌ ‌​‌ ‌‌‌‍‌​‌‍‍‌‌‍ ​‍ ‌‍‍‌‌‍ ‍‌ ‌​‌‍‌‌‌‍ ‍‌ ‌​​‍ ‌‍‌‌‌‍‌​‌‍‍‌‌ ‌​​‍ ‌‍ ‌‌‍ ‌‍‌​‌‍‌‌​ ‌‌ ​​‌ ​‍‌‍‌‌‌ ​ ‌‍‌‌‌‍ ‍‌ ‌​‌‍​‌‌ ‌​‌‍‍‌‌‍ ‌‍ ‍​ ‍ ‌‍‍‌‌‍‌​​ ‌‌‍‌‍‌‍ ‌‍ ‌ ‌​‌‍‌‌‌ ​‍​ ‍ ‌ ‌​‌ ‍‌‌ ​​‌‍‌‌​ ‌‌‍‌‍‌‍ ‌‍ ‌ ‌​‌‍‌‌‌ ​‍​ ‍ ‌ ​​‌‍​‌‌ ‌​‌‍‍​​ ‌‌‍​ ‌‍ ‌‍ ​‌ ‌‌‌‍ ‌‌‍ ‍‌ ​ ​‍‌‌​ ‌‌‌​​‍‌‌ ‌‍‍ ‌‍‌‌‌ ‍‌​‍‌‌​ ​ ‌​‌​​‍‌‌​ ​ ‌​‌​​‍‌‌​ ​‍​ ​‍‌‍‌‌‌‍​‍​ ​‍​ ‍​‌‍​ ​ ‌‌‌‍​ ‌‍​ ‌‍‌‌‌‍​‍‌‍​‌​ ​‌​‍‌‌​ ​‍​ ​‍​‍‌‌​ ‌‌‌​‌​​‍ ‍‌‍ ​‌‍‍‌‌‍ ‍‌‍‍ ‌ ​ ​‍‌‌​ ‌‌‌​​‍‌‌ ‌‍‍ ‌‍‌‌‌ ‍‌​‍‌‌​ ​ ‌​‌​​‍‌‌​ ​ ‌​‌​​‍‌‌​ ​‍​ ​‍​ ‍​‌‍​‌​ ​ ​ ‌​‌‍​‌​ ‌ ‌‍‌​‌‍​‌​ ​ ​ ‍​‌‍‌‌‌‍​ ​‍‌‌​ ​‍​ ​‍​‍‌‌​ ‌‌‌​‌​​‍ ‍‌‍ ‍‌‍​‌‌‍ ‌‌‍‌‌​ ‌‍​‍‌‍​‌‌ ​ ‌‍‌‌‌‌‌‌‌ ​‍‌‍ ​​ ‌‌‍‍​‌ ‌​‌ ‌​‌ ​​‌ ​ ​‍‌‌​ ​ ‌​​‌​‍‌‌​ ​‍‌​‌‍​‍‌‌​ ​‍‌​‌‍‌‍​ ‌‍‍​‌‍‌‌‌‍ ​‌ ​ ‌‍‌‌‌‍​‌‌ ​​‌‍‍‌‌‍‌‌‌ ​‍‌ ​ ​‍ ‍‌ ​ ‌‍​‌‌‍ ‍‌‍‍‌‌ ‌​‌ ‍‌​‍ ‍‌ ​ ‌ ‌​‌ ‌‌‌‍‌​‌‍‍‌‌‍ ​‍‌‍‌‍‍‌‌‍‌​​ ‌‌‍‌‍‌‍ ‌‍ ‌ ‌​‌‍‌‌‌ ​‍​‍‌‍‌ ‌​‌ ‍‌‌ ​​‌‍‌‌​ ‌‌‍‌‍‌‍ ‌‍ ‌ ‌​‌‍‌‌‌ ​‍​‍‌‍‌ ​​‌‍​‌‌ ‌​‌‍‍​​ ‌‌‍​ ‌‍ ‌‍ ​‌ ‌‌‌‍ ‌‌‍ ‍‌ ​ ​‍‌‌​ ‌‌‌​​‍‌‌ ‌‍‍ ‌‍‌‌‌ ‍‌​‍‌‌​ ​ ‌​‌​​‍‌‌​ ​ ‌​‌​​‍‌‌​ ​‍​ ​‍‌‍‌‌‌‍​‍​ ​‍​ ‍​‌‍​ ​ ‌‌‌‍​ ‌‍​ ‌‍‌‌‌‍​‍‌‍​‌​ ​‌​‍‌‌​ ​‍​ ​‍​‍‌‌​ ‌‌‌​‌​​‍ ‍‌‍ ​‌‍‍‌‌‍ ‍‌‍‍ ‌ ​ ​‍‌‌​ ‌‌‌​​‍‌‌ ‌‍‍ ‌‍‌‌‌ ‍‌​‍‌‌​ ​ ‌​‌​​‍‌‌​ ​ ‌​‌​​‍‌‌​ ​‍​ ​‍​ ‍​‌‍​‌​ ​ ​ ‌​‌‍​‌​ ‌ ‌‍‌​‌‍​‌​ ​ ​ ‍​‌‍‌‌‌‍​ ​‍‌‌​ ​‍​ ​‍​‍‌‌​ ‌‌‌​‌​​‍ ‍‌‍ ‍‌‍​‌‌‍ ‌‌‍‌‌​‍‌‍‌ ​​‌‍‌‌‌ ​‍‌ ​ ‌ ​​‌‍‌‌‌‍​ ‌ ‌​‌‍‍‌‌ ‌‍‌‍‌‌​ ‌‌ ​​‌ ‌‌‌‍​‍‌‍ ​‌‍‍‌‌ ​ ‌‍‍​‌‍‌‌‌‍‌​​‍​‍‌ ‌
Marina​​​​‌ ‍ ​‍​‍‌‍ ‌ ​‍‌‍‍‌‌‍‌ ‌‍‍‌‌‍ ‍​‍​‍​ ‍‍​‍​‍‌ ​ ‌‍​‌‌‍ ‍‌‍‍‌‌ ‌​‌ ‍‌​‍ ‍‌‍‍‌‌‍ ​‍​‍​‍ ​​‍​‍‌‍‍​‌ ​‍‌‍‌‌‌‍‌‍​‍​‍​ ‍‍​‍​‍‌‍‍​‌ ‌​‌ ‌​‌ ​​‌ ​ ​ ‍‍​‍ ​‍ ‌‍​ ‌‍‍​‌‍‌‌‌‍ ​‌ ​ ‌‍‌‌‌‍​‌‌ ​​‌‍‍‌‌‍‌‌‌ ​‍‌ ​ ​‍ ‍‌ ​ ‌‍​‌‌‍ ‍‌‍‍‌‌ ‌​‌ ‍‌​‍ ‍‌ ​ ‌ ‌​‌ ‌‌‌‍‌​‌‍‍‌‌‍ ​‍ ‌‍‍‌‌‍ ‍‌ ‌​‌‍‌‌‌‍ ‍‌ ‌​​‍ ‌‍‌‌‌‍‌​‌‍‍‌‌ ‌​​‍ ‌‍ ‌‌‍ ‌‍‌​‌‍‌‌​ ‌‌ ​​‌ ​‍‌‍‌‌‌ ​ ‌‍‌‌‌‍ ‍‌ ‌​‌‍​‌‌ ‌​‌‍‍‌‌‍ ‌‍ ‍​ ‍ ‌‍‍‌‌‍‌​​ ‌‌‍‌‍‌‍ ‌‍ ‌ ‌​‌‍‌‌‌ ​‍​ ‍ ‌ ‌​‌ ‍‌‌ ​​‌‍‌‌​ ‌‌‍‌‍‌‍ ‌‍ ‌ ‌​‌‍‌‌‌ ​‍​ ‍ ‌ ​​‌‍​‌‌ ‌​‌‍‍​​ ‌‌‍​ ‌‍ ‌‍ ​‌ ‌‌‌‍ ‌‌‍ ‍‌ ​ ​‍‌‌​ ‌‌‌​​‍‌‌ ‌‍‍ ‌‍‌‌‌ ‍‌​‍‌‌​ ​ ‌​‌​​‍‌‌​ ​ ‌​‌​​‍‌‌​ ​‍​ ​‍‌‍‌‌‌‍​‍​ ​‍​ ‍​‌‍​ ​ ‌‌‌‍​ ‌‍​ ‌‍‌‌‌‍​‍‌‍​‌​ ​‌​‍‌‌​ ​‍​ ​‍​‍‌‌​ ‌‌‌​‌​​‍ ‍‌‍ ​‌‍‍‌‌‍ ‍‌‍‍ ‌ ​ ​‍‌‌​ ‌‌‌​​‍‌‌ ‌‍‍ ‌‍‌‌‌ ‍‌​‍‌‌​ ​ ‌​‌​​‍‌‌​ ​ ‌​‌​​‍‌‌​ ​‍​ ​‍​ ‌‍​ ‌‌​ ‌‍​ ‌‌‌‍‌‌‌‍‌‍‌‍​‌​ ​​​ ‌‍​ ‌‌​ ‌​‌‍‌​​‍‌‌​ ​‍​ ​‍​‍‌‌​ ‌‌‌​‌​​‍ ‍‌‍ ‍‌‍​‌‌‍ ‌‌‍‌‌​ ‌‍​‍‌‍​‌‌ ​ ‌‍‌‌‌‌‌‌‌ ​‍‌‍ ​​ ‌‌‍‍​‌ ‌​‌ ‌​‌ ​​‌ ​ ​‍‌‌​ ​ ‌​​‌​‍‌‌​ ​‍‌​‌‍​‍‌‌​ ​‍‌​‌‍‌‍​ ‌‍‍​‌‍‌‌‌‍ ​‌ ​ ‌‍‌‌‌‍​‌‌ ​​‌‍‍‌‌‍‌‌‌ ​‍‌ ​ ​‍ ‍‌ ​ ‌‍​‌‌‍ ‍‌‍‍‌‌ ‌​‌ ‍‌​‍ ‍‌ ​ ‌ ‌​‌ ‌‌‌‍‌​‌‍‍‌‌‍ ​‍‌‍‌‍‍‌‌‍‌​​ ‌‌‍‌‍‌‍ ‌‍ ‌ ‌​‌‍‌‌‌ ​‍​‍‌‍‌ ‌​‌ ‍‌‌ ​​‌‍‌‌​ ‌‌‍‌‍‌‍ ‌‍ ‌ ‌​‌‍‌‌‌ ​‍​‍‌‍‌ ​​‌‍​‌‌ ‌​‌‍‍​​ ‌‌‍​ ‌‍ ‌‍ ​‌ ‌‌‌‍ ‌‌‍ ‍‌ ​ ​‍‌‌​ ‌‌‌​​‍‌‌ ‌‍‍ ‌‍‌‌‌ ‍‌​‍‌‌​ ​ ‌​‌​​‍‌‌​ ​ ‌​‌​​‍‌‌​ ​‍​ ​‍‌‍‌‌‌‍​‍​ ​‍​ ‍​‌‍​ ​ ‌‌‌‍​ ‌‍​ ‌‍‌‌‌‍​‍‌‍​‌​ ​‌​‍‌‌​ ​‍​ ​‍​‍‌‌​ ‌‌‌​‌​​‍ ‍‌‍ ​‌‍‍‌‌‍ ‍‌‍‍ ‌ ​ ​‍‌‌​ ‌‌‌​​‍‌‌ ‌‍‍ ‌‍‌‌‌ ‍‌​‍‌‌​ ​ ‌​‌​​‍‌‌​ ​ ‌​‌​​‍‌‌​ ​‍​ ​‍​ ‌‍​ ‌‌​ ‌‍​ ‌‌‌‍‌‌‌‍‌‍‌‍​‌​ ​​​ ‌‍​ ‌‌​ ‌​‌‍‌​​‍‌‌​ ​‍​ ​‍​‍‌‌​ ‌‌‌​‌​​‍ ‍‌‍ ‍‌‍​‌‌‍ ‌‌‍‌‌​‍‌‍‌ ​​‌‍‌‌‌ ​‍‌ ​ ‌ ​​‌‍‌‌‌‍​ ‌ ‌​‌‍‍‌‌ ‌‍‌‍‌‌​ ‌‌ ​​‌ ‌‌‌‍​‍‌‍ ​‌‍‍‌‌ ​ ‌‍‍​‌‍‌‌‌‍‌​​‍​‍‌ ‌
Company​​​​‌ ‍ ​‍​‍‌‍ ‌ ​‍‌‍‍‌‌‍‌ ‌‍‍‌‌‍ ‍​‍​‍​ ‍‍​‍​‍‌ ​ ‌‍​‌‌‍ ‍‌‍‍‌‌ ‌​‌ ‍‌​‍ ‍‌‍‍‌‌‍ ​‍​‍​‍ ​​‍​‍‌‍‍​‌ ​‍‌‍‌‌‌‍‌‍​‍​‍​ ‍‍​‍​‍‌‍‍​‌ ‌​‌ ‌​‌ ​​‌ ​ ​ ‍‍​‍ ​‍ ‌‍​ ‌‍‍​‌‍‌‌‌‍ ​‌ ​ ‌‍‌‌‌‍​‌‌ ​​‌‍‍‌‌‍‌‌‌ ​‍‌ ​ ​‍ ‍‌ ​ ‌‍​‌‌‍ ‍‌‍‍‌‌ ‌​‌ ‍‌​‍ ‍‌ ​ ‌ ‌​‌ ‌‌‌‍‌​‌‍‍‌‌‍ ​‍ ‌‍‍‌‌‍ ‍‌ ‌​‌‍‌‌‌‍ ‍‌ ‌​​‍ ‌‍‌‌‌‍‌​‌‍‍‌‌ ‌​​‍ ‌‍ ‌‌‍ ‌‍‌​‌‍‌‌​ ‌‌ ​​‌ ​‍‌‍‌‌‌ ​ ‌‍‌‌‌‍ ‍‌ ‌​‌‍​‌‌ ‌​‌‍‍‌‌‍ ‌‍ ‍​ ‍ ‌‍‍‌‌‍‌​​ ‌‌‍‌‍‌‍ ‌‍ ‌ ‌​‌‍‌‌‌ ​‍​ ‍ ‌ ‌​‌ ‍‌‌ ​​‌‍‌‌​ ‌‌‍‌‍‌‍ ‌‍ ‌ ‌​‌‍‌‌‌ ​‍​ ‍ ‌ ​​‌‍​‌‌ ‌​‌‍‍​​ ‌‌‍​ ‌‍ ‌‍ ​‌ ‌‌‌‍ ‌‌‍ ‍‌ ​ ​‍‌‌​ ‌‌‌​​‍‌‌ ‌‍‍ ‌‍‌‌‌ ‍‌​‍‌‌​ ​ ‌​‌​​‍‌‌​ ​ ‌​‌​​‍‌‌​ ​‍​ ​‍‌‍​ ​ ​ ​ ‌​​ ​​‌‍​ ​ ‌‍‌‍‌​​ ‌​‌‍‌‍‌‍‌‌‌‍‌‌‌‍‌​​‍‌‌​ ​‍​ ​‍​‍‌‌​ ‌‌‌​‌​​‍ ‍‌ ‌​‌‍‍‌‌ ‌​‌‍ ​‌‍‌‌​ ‌‍​‍‌‍​‌‌ ​ ‌‍‌‌‌‌‌‌‌ ​‍‌‍ ​​ ‌‌‍‍​‌ ‌​‌ ‌​‌ ​​‌ ​ ​‍‌‌​ ​ ‌​​‌​‍‌‌​ ​‍‌​‌‍​‍‌‌​ ​‍‌​‌‍‌‍​ ‌‍‍​‌‍‌‌‌‍ ​‌ ​ ‌‍‌‌‌‍​‌‌ ​​‌‍‍‌‌‍‌‌‌ ​‍‌ ​ ​‍ ‍‌ ​ ‌‍​‌‌‍ ‍‌‍‍‌‌ ‌​‌ ‍‌​‍ ‍‌ ​ ‌ ‌​‌ ‌‌‌‍‌​‌‍‍‌‌‍ ​‍‌‍‌‍‍‌‌‍‌​​ ‌‌‍‌‍‌‍ ‌‍ ‌ ‌​‌‍‌‌‌ ​‍​‍‌‍‌ ‌​‌ ‍‌‌ ​​‌‍‌‌​ ‌‌‍‌‍‌‍ ‌‍ ‌ ‌​‌‍‌‌‌ ​‍​‍‌‍‌ ​​‌‍​‌‌ ‌​‌‍‍​​ ‌‌‍​ ‌‍ ‌‍ ​‌ ‌‌‌‍ ‌‌‍ ‍‌ ​ ​‍‌‌​ ‌‌‌​​‍‌‌ ‌‍‍ ‌‍‌‌‌ ‍‌​‍‌‌​ ​ ‌​‌​​‍‌‌​ ​ ‌​‌​​‍‌‌​ ​‍​ ​‍‌‍​ ​ ​ ​ ‌​​ ​​‌‍​ ​ ‌‍‌‍‌​​ ‌​‌‍‌‍‌‍‌‌‌‍‌‌‌‍‌​​‍‌‌​ ​‍​ ​‍​‍‌‌​ ‌‌‌​‌​​‍ ‍‌ ‌​‌‍‍‌‌ ‌​‌‍ ​‌‍‌‌​‍‌‍‌ ​​‌‍‌‌‌ ​‍‌ ​ ‌ ​​‌‍‌‌‌‍​ ‌ ‌​‌‍‍‌‌ ‌‍‌‍‌‌​ ‌‌ ​​‌ ‌‌‌‍​‍‌‍ ​‌‍‍‌‌ ​ ‌‍‍​‌‍‌‌‌‍‌​​‍​‍‌ ‌
Privacy Policy​​​​‌ ‍ ​‍​‍‌‍ ‌ ​‍‌‍‍‌‌‍‌ ‌‍‍‌‌‍ ‍​‍​‍​ ‍‍​‍​‍‌ ​ ‌‍​‌‌‍ ‍‌‍‍‌‌ ‌​‌ ‍‌​‍ ‍‌‍‍‌‌‍ ​‍​‍​‍ ​​‍​‍‌‍‍​‌ ​‍‌‍‌‌‌‍‌‍​‍​‍​ ‍‍​‍​‍‌‍‍​‌ ‌​‌ ‌​‌ ​​‌ ​ ​ ‍‍​‍ ​‍ ‌‍​ ‌‍‍​‌‍‌‌‌‍ ​‌ ​ ‌‍‌‌‌‍​‌‌ ​​‌‍‍‌‌‍‌‌‌ ​‍‌ ​ ​‍ ‍‌ ​ ‌‍​‌‌‍ ‍‌‍‍‌‌ ‌​‌ ‍‌​‍ ‍‌ ​ ‌ ‌​‌ ‌‌‌‍‌​‌‍‍‌‌‍ ​‍ ‌‍‍‌‌‍ ‍‌ ‌​‌‍‌‌‌‍ ‍‌ ‌​​‍ ‌‍‌‌‌‍‌​‌‍‍‌‌ ‌​​‍ ‌‍ ‌‌‍ ‌‍‌​‌‍‌‌​ ‌‌ ​​‌ ​‍‌‍‌‌‌ ​ ‌‍‌‌‌‍ ‍‌ ‌​‌‍​‌‌ ‌​‌‍‍‌‌‍ ‌‍ ‍​ ‍ ‌‍‍‌‌‍‌​​ ‌‌‍‌‍‌‍ ‌‍ ‌ ‌​‌‍‌‌‌ ​‍​ ‍ ‌ ‌​‌ ‍‌‌ ​​‌‍‌‌​ ‌‌‍‌‍‌‍ ‌‍ ‌ ‌​‌‍‌‌‌ ​‍​ ‍ ‌ ​​‌‍​‌‌ ‌​‌‍‍​​ ‌‌‍​ ‌‍ ‌‍ ​‌ ‌‌‌‍ ‌‌‍ ‍‌ ​ ​‍‌‌​ ‌‌‌​​‍‌‌ ‌‍‍ ‌‍‌‌‌ ‍‌​‍‌‌​ ​ ‌​‌​​‍‌‌​ ​ ‌​‌​​‍‌‌​ ​‍​ ​‍‌‍​ ​ ​ ​ ‌​​ ​​‌‍​ ​ ‌‍‌‍‌​​ ‌​‌‍‌‍‌‍‌‌‌‍‌‌‌‍‌​​‍‌‌​ ​‍​ ​‍​‍‌‌​ ‌‌‌​‌​​‍ ‍‌‍ ​‌‍‍‌‌‍ ‍‌‍‍ ‌ ​ ​‍‌‌​ ‌‌‌​​‍‌‌ ‌‍‍ ‌‍‌‌‌ ‍‌​‍‌‌​ ​ ‌​‌​​‍‌‌​ ​ ‌​‌​​‍‌‌​ ​‍​ ​‍​ ​​​ ‍‌‌‍‌‌​ ‍​​ ‍‌​ ​‍‌‍​‍‌‍​‍​ ​‍​ ‍​‌‍​‌​ ​​​‍‌‌​ ​‍​ ​‍​‍‌‌​ ‌‌‌​‌​​‍ ‍‌‍ ‍‌‍​‌‌‍ ‌‌‍‌‌​ ‌‍​‍‌‍​‌‌ ​ ‌‍‌‌‌‌‌‌‌ ​‍‌‍ ​​ ‌‌‍‍​‌ ‌​‌ ‌​‌ ​​‌ ​ ​‍‌‌​ ​ ‌​​‌​‍‌‌​ ​‍‌​‌‍​‍‌‌​ ​‍‌​‌‍‌‍​ ‌‍‍​‌‍‌‌‌‍ ​‌ ​ ‌‍‌‌‌‍​‌‌ ​​‌‍‍‌‌‍‌‌‌ ​‍‌ ​ ​‍ ‍‌ ​ ‌‍​‌‌‍ ‍‌‍‍‌‌ ‌​‌ ‍‌​‍ ‍‌ ​ ‌ ‌​‌ ‌‌‌‍‌​‌‍‍‌‌‍ ​‍‌‍‌‍‍‌‌‍‌​​ ‌‌‍‌‍‌‍ ‌‍ ‌ ‌​‌‍‌‌‌ ​‍​‍‌‍‌ ‌​‌ ‍‌‌ ​​‌‍‌‌​ ‌‌‍‌‍‌‍ ‌‍ ‌ ‌​‌‍‌‌‌ ​‍​‍‌‍‌ ​​‌‍​‌‌ ‌​‌‍‍​​ ‌‌‍​ ‌‍ ‌‍ ​‌ ‌‌‌‍ ‌‌‍ ‍‌ ​ ​‍‌‌​ ‌‌‌​​‍‌‌ ‌‍‍ ‌‍‌‌‌ ‍‌​‍‌‌​ ​ ‌​‌​​‍‌‌​ ​ ‌​‌​​‍‌‌​ ​‍​ ​‍‌‍​ ​ ​ ​ ‌​​ ​​‌‍​ ​ ‌‍‌‍‌​​ ‌​‌‍‌‍‌‍‌‌‌‍‌‌‌‍‌​​‍‌‌​ ​‍​ ​‍​‍‌‌​ ‌‌‌​‌​​‍ ‍‌‍ ​‌‍‍‌‌‍ ‍‌‍‍ ‌ ​ ​‍‌‌​ ‌‌‌​​‍‌‌ ‌‍‍ ‌‍‌‌‌ ‍‌​‍‌‌​ ​ ‌​‌​​‍‌‌​ ​ ‌​‌​​‍‌‌​ ​‍​ ​‍​ ​​​ ‍‌‌‍‌‌​ ‍​​ ‍‌​ ​‍‌‍​‍‌‍​‍​ ​‍​ ‍​‌‍​‌​ ​​​‍‌‌​ ​‍​ ​‍​‍‌‌​ ‌‌‌​‌​​‍ ‍‌‍ ‍‌‍​‌‌‍ ‌‌‍‌‌​‍‌‍‌ ​​‌‍‌‌‌ ​‍‌ ​ ‌ ​​‌‍‌‌‌‍​ ‌ ‌​‌‍‍‌‌ ‌‍‌‍‌‌​ ‌‌ ​​‌ ‌‌‌‍​‍‌‍ ​‌‍‍‌‌ ​ ‌‍‍​‌‍‌‌‌‍‌​​‍​‍‌ ‌
Accessibility Statement​​​​‌ ‍ ​‍​‍‌‍ ‌ ​‍‌‍‍‌‌‍‌ ‌‍‍‌‌‍ ‍​‍​‍​ ‍‍​‍​‍‌ ​ ‌‍​‌‌‍ ‍‌‍‍‌‌ ‌​‌ ‍‌​‍ ‍‌‍‍‌‌‍ ​‍​‍​‍ ​​‍​‍‌‍‍​‌ ​‍‌‍‌‌‌‍‌‍​‍​‍​ ‍‍​‍​‍‌‍‍​‌ ‌​‌ ‌​‌ ​​‌ ​ ​ ‍‍​‍ ​‍ ‌‍​ ‌‍‍​‌‍‌‌‌‍ ​‌ ​ ‌‍‌‌‌‍​‌‌ ​​‌‍‍‌‌‍‌‌‌ ​‍‌ ​ ​‍ ‍‌ ​ ‌‍​‌‌‍ ‍‌‍‍‌‌ ‌​‌ ‍‌​‍ ‍‌ ​ ‌ ‌​‌ ‌‌‌‍‌​‌‍‍‌‌‍ ​‍ ‌‍‍‌‌‍ ‍‌ ‌​‌‍‌‌‌‍ ‍‌ ‌​​‍ ‌‍‌‌‌‍‌​‌‍‍‌‌ ‌​​‍ ‌‍ ‌‌‍ ‌‍‌​‌‍‌‌​ ‌‌ ​​‌ ​‍‌‍‌‌‌ ​ ‌‍‌‌‌‍ ‍‌ ‌​‌‍​‌‌ ‌​‌‍‍‌‌‍ ‌‍ ‍​ ‍ ‌‍‍‌‌‍‌​​ ‌‌‍‌‍‌‍ ‌‍ ‌ ‌​‌‍‌‌‌ ​‍​ ‍ ‌ ‌​‌ ‍‌‌ ​​‌‍‌‌​ ‌‌‍‌‍‌‍ ‌‍ ‌ ‌​‌‍‌‌‌ ​‍​ ‍ ‌ ​​‌‍​‌‌ ‌​‌‍‍​​ ‌‌‍​ ‌‍ ‌‍ ​‌ ‌‌‌‍ ‌‌‍ ‍‌ ​ ​‍‌‌​ ‌‌‌​​‍‌‌ ‌‍‍ ‌‍‌‌‌ ‍‌​‍‌‌​ ​ ‌​‌​​‍‌‌​ ​ ‌​‌​​‍‌‌​ ​‍​ ​‍‌‍​ ​ ​ ​ ‌​​ ​​‌‍​ ​ ‌‍‌‍‌​​ ‌​‌‍‌‍‌‍‌‌‌‍‌‌‌‍‌​​‍‌‌​ ​‍​ ​‍​‍‌‌​ ‌‌‌​‌​​‍ ‍‌‍ ​‌‍‍‌‌‍ ‍‌‍‍ ‌ ​ ​‍‌‌​ ‌‌‌​​‍‌‌ ‌‍‍ ‌‍‌‌‌ ‍‌​‍‌‌​ ​ ‌​‌​​‍‌‌​ ​ ‌​‌​​‍‌‌​ ​‍​ ​‍​ ​ ​ ‌‍​ ‌ ​ ​ ‌‍​‌​ ‌‍​ ‌ ​ ‍‌​ ​‌​ ‌‍‌‍‌​​ ​​​‍‌‌​ ​‍​ ​‍​‍‌‌​ ‌‌‌​‌​​‍ ‍‌‍ ‍‌‍​‌‌‍ ‌‌‍‌‌​ ‌‍​‍‌‍​‌‌ ​ ‌‍‌‌‌‌‌‌‌ ​‍‌‍ ​​ ‌‌‍‍​‌ ‌​‌ ‌​‌ ​​‌ ​ ​‍‌‌​ ​ ‌​​‌​‍‌‌​ ​‍‌​‌‍​‍‌‌​ ​‍‌​‌‍‌‍​ ‌‍‍​‌‍‌‌‌‍ ​‌ ​ ‌‍‌‌‌‍​‌‌ ​​‌‍‍‌‌‍‌‌‌ ​‍‌ ​ ​‍ ‍‌ ​ ‌‍​‌‌‍ ‍‌‍‍‌‌ ‌​‌ ‍‌​‍ ‍‌ ​ ‌ ‌​‌ ‌‌‌‍‌​‌‍‍‌‌‍ ​‍‌‍‌‍‍‌‌‍‌​​ ‌‌‍‌‍‌‍ ‌‍ ‌ ‌​‌‍‌‌‌ ​‍​‍‌‍‌ ‌​‌ ‍‌‌ ​​‌‍‌‌​ ‌‌‍‌‍‌‍ ‌‍ ‌ ‌​‌‍‌‌‌ ​‍​‍‌‍‌ ​​‌‍​‌‌ ‌​‌‍‍​​ ‌‌‍​ ‌‍ ‌‍ ​‌ ‌‌‌‍ ‌‌‍ ‍‌ ​ ​‍‌‌​ ‌‌‌​​‍‌‌ ‌‍‍ ‌‍‌‌‌ ‍‌​‍‌‌​ ​ ‌​‌​​‍‌‌​ ​ ‌​‌​​‍‌‌​ ​‍​ ​‍‌‍​ ​ ​ ​ ‌​​ ​​‌‍​ ​ ‌‍‌‍‌​​ ‌​‌‍‌‍‌‍‌‌‌‍‌‌‌‍‌​​‍‌‌​ ​‍​ ​‍​‍‌‌​ ‌‌‌​‌​​‍ ‍‌‍ ​‌‍‍‌‌‍ ‍‌‍‍ ‌ ​ ​‍‌‌​ ‌‌‌​​‍‌‌ ‌‍‍ ‌‍‌‌‌ ‍‌​‍‌‌​ ​ ‌​‌​​‍‌‌​ ​ ‌​‌​​‍‌‌​ ​‍​ ​‍​ ​ ​ ‌‍​ ‌ ​ ​ ‌‍​‌​ ‌‍​ ‌ ​ ‍‌​ ​‌​ ‌‍‌‍‌​​ ​​​‍‌‌​ ​‍​ ​‍​‍‌‌​ ‌‌‌​‌​​‍ ‍‌‍ ‍‌‍​‌‌‍ ‌‌‍‌‌​‍‌‍‌ ​​‌‍‌‌‌ ​‍‌ ​ ‌ ​​‌‍‌‌‌‍​ ‌ ‌​‌‍‍‌‌ ‌‍‌‍‌‌​ ‌‌ ​​‌ ‌‌‌‍​‍‌‍ ​‌‍‍‌‌ ​ ‌‍‍​‌‍‌‌‌‍‌​​‍​‍‌ ‌
Our Story​​​​‌ ‍ ​‍​‍‌‍ ‌ ​‍‌‍‍‌‌‍‌ ‌‍‍‌‌‍ ‍​‍​‍​ ‍‍​‍​‍‌ ​ ‌‍​‌‌‍ ‍‌‍‍‌‌ ‌​‌ ‍‌​‍ ‍‌‍‍‌‌‍ ​‍​‍​‍ ​​‍​‍‌‍‍​‌ ​‍‌‍‌‌‌‍‌‍​‍​‍​ ‍‍​‍​‍‌‍‍​‌ ‌​‌ ‌​‌ ​​‌ ​ ​ ‍‍​‍ ​‍ ‌‍​ ‌‍‍​‌‍‌‌‌‍ ​‌ ​ ‌‍‌‌‌‍​‌‌ ​​‌‍‍‌‌‍‌‌‌ ​‍‌ ​ ​‍ ‍‌ ​ ‌‍​‌‌‍ ‍‌‍‍‌‌ ‌​‌ ‍‌​‍ ‍‌ ​ ‌ ‌​‌ ‌‌‌‍‌​‌‍‍‌‌‍ ​‍ ‌‍‍‌‌‍ ‍‌ ‌​‌‍‌‌‌‍ ‍‌ ‌​​‍ ‌‍‌‌‌‍‌​‌‍‍‌‌ ‌​​‍ ‌‍ ‌‌‍ ‌‍‌​‌‍‌‌​ ‌‌ ​​‌ ​‍‌‍‌‌‌ ​ ‌‍‌‌‌‍ ‍‌ ‌​‌‍​‌‌ ‌​‌‍‍‌‌‍ ‌‍ ‍​ ‍ ‌‍‍‌‌‍‌​​ ‌‌‍‌‍‌‍ ‌‍ ‌ ‌​‌‍‌‌‌ ​‍​ ‍ ‌ ‌​‌ ‍‌‌ ​​‌‍‌‌​ ‌‌‍‌‍‌‍ ‌‍ ‌ ‌​‌‍‌‌‌ ​‍​ ‍ ‌ ​​‌‍​‌‌ ‌​‌‍‍​​ ‌‌‍​ ‌‍ ‌‍ ​‌ ‌‌‌‍ ‌‌‍ ‍‌ ​ ​‍‌‌​ ‌‌‌​​‍‌‌ ‌‍‍ ‌‍‌‌‌ ‍‌​‍‌‌​ ​ ‌​‌​​‍‌‌​ ​ ‌​‌​​‍‌‌​ ​‍​ ​‍‌‍​ ​ ​ ​ ‌​​ ​​‌‍​ ​ ‌‍‌‍‌​​ ‌​‌‍‌‍‌‍‌‌‌‍‌‌‌‍‌​​‍‌‌​ ​‍​ ​‍​‍‌‌​ ‌‌‌​‌​​‍ ‍‌‍ ​‌‍‍‌‌‍ ‍‌‍‍ ‌ ​ ​‍‌‌​ ‌‌‌​​‍‌‌ ‌‍‍ ‌‍‌‌‌ ‍‌​‍‌‌​ ​ ‌​‌​​‍‌‌​ ​ ‌​‌​​‍‌‌​ ​‍​ ​‍‌‍‌‍​ ​ ​ ‌‌‌‍‌​‌‍​ ​ ​​​ ​ ​ ‌‍​ ‌‍​ ​ ‌‍​‍​ ​‍​‍‌‌​ ​‍​ ​‍​‍‌‌​ ‌‌‌​‌​​‍ ‍‌‍ ‍‌‍​‌‌‍ ‌‌‍‌‌​ ‌‍​‍‌‍​‌‌ ​ ‌‍‌‌‌‌‌‌‌ ​‍‌‍ ​​ ‌‌‍‍​‌ ‌​‌ ‌​‌ ​​‌ ​ ​‍‌‌​ ​ ‌​​‌​‍‌‌​ ​‍‌​‌‍​‍‌‌​ ​‍‌​‌‍‌‍​ ‌‍‍​‌‍‌‌‌‍ ​‌ ​ ‌‍‌‌‌‍​‌‌ ​​‌‍‍‌‌‍‌‌‌ ​‍‌ ​ ​‍ ‍‌ ​ ‌‍​‌‌‍ ‍‌‍‍‌‌ ‌​‌ ‍‌​‍ ‍‌ ​ ‌ ‌​‌ ‌‌‌‍‌​‌‍‍‌‌‍ ​‍‌‍‌‍‍‌‌‍‌​​ ‌‌‍‌‍‌‍ ‌‍ ‌ ‌​‌‍‌‌‌ ​‍​‍‌‍‌ ‌​‌ ‍‌‌ ​​‌‍‌‌​ ‌‌‍‌‍‌‍ ‌‍ ‌ ‌​‌‍‌‌‌ ​‍​‍‌‍‌ ​​‌‍​‌‌ ‌​‌‍‍​​ ‌‌‍​ ‌‍ ‌‍ ​‌ ‌‌‌‍ ‌‌‍ ‍‌ ​ ​‍‌‌​ ‌‌‌​​‍‌‌ ‌‍‍ ‌‍‌‌‌ ‍‌​‍‌‌​ ​ ‌​‌​​‍‌‌​ ​ ‌​‌​​‍‌‌​ ​‍​ ​‍‌‍​ ​ ​ ​ ‌​​ ​​‌‍​ ​ ‌‍‌‍‌​​ ‌​‌‍‌‍‌‍‌‌‌‍‌‌‌‍‌​​‍‌‌​ ​‍​ ​‍​‍‌‌​ ‌‌‌​‌​​‍ ‍‌‍ ​‌‍‍‌‌‍ ‍‌‍‍ ‌ ​ ​‍‌‌​ ‌‌‌​​‍‌‌ ‌‍‍ ‌‍‌‌‌ ‍‌​‍‌‌​ ​ ‌​‌​​‍‌‌​ ​ ‌​‌​​‍‌‌​ ​‍​ ​‍‌‍‌‍​ ​ ​ ‌‌‌‍‌​‌‍​ ​ ​​​ ​ ​ ‌‍​ ‌‍​ ​ ‌‍​‍​ ​‍​‍‌‌​ ​‍​ ​‍​‍‌‌​ ‌‌‌​‌​​‍ ‍‌‍ ‍‌‍​‌‌‍ ‌‌‍‌‌​‍‌‍‌ ​​‌‍‌‌‌ ​‍‌ ​ ‌ ​​‌‍‌‌‌‍​ ‌ ‌​‌‍‍‌‌ ‌‍‌‍‌‌​ ‌‌ ​​‌ ‌‌‌‍​‍‌‍ ​‌‍‍‌‌ ​ ‌‍‍​‌‍‌‌‌‍‌​​‍​‍‌ ‌
Our Impact​​​​‌ ‍ ​‍​‍‌‍ ‌ ​‍‌‍‍‌‌‍‌ ‌‍‍‌‌‍ ‍​‍​‍​ ‍‍​‍​‍‌ ​ ‌‍​‌‌‍ ‍‌‍‍‌‌ ‌​‌ ‍‌​‍ ‍‌‍‍‌‌‍ ​‍​‍​‍ ​​‍​‍‌‍‍​‌ ​‍‌‍‌‌‌‍‌‍​‍​‍​ ‍‍​‍​‍‌‍‍​‌ ‌​‌ ‌​‌ ​​‌ ​ ​ ‍‍​‍ ​‍ ‌‍​ ‌‍‍​‌‍‌‌‌‍ ​‌ ​ ‌‍‌‌‌‍​‌‌ ​​‌‍‍‌‌‍‌‌‌ ​‍‌ ​ ​‍ ‍‌ ​ ‌‍​‌‌‍ ‍‌‍‍‌‌ ‌​‌ ‍‌​‍ ‍‌ ​ ‌ ‌​‌ ‌‌‌‍‌​‌‍‍‌‌‍ ​‍ ‌‍‍‌‌‍ ‍‌ ‌​‌‍‌‌‌‍ ‍‌ ‌​​‍ ‌‍‌‌‌‍‌​‌‍‍‌‌ ‌​​‍ ‌‍ ‌‌‍ ‌‍‌​‌‍‌‌​ ‌‌ ​​‌ ​‍‌‍‌‌‌ ​ ‌‍‌‌‌‍ ‍‌ ‌​‌‍​‌‌ ‌​‌‍‍‌‌‍ ‌‍ ‍​ ‍ ‌‍‍‌‌‍‌​​ ‌‌‍‌‍‌‍ ‌‍ ‌ ‌​‌‍‌‌‌ ​‍​ ‍ ‌ ‌​‌ ‍‌‌ ​​‌‍‌‌​ ‌‌‍‌‍‌‍ ‌‍ ‌ ‌​‌‍‌‌‌ ​‍​ ‍ ‌ ​​‌‍​‌‌ ‌​‌‍‍​​ ‌‌‍​ ‌‍ ‌‍ ​‌ ‌‌‌‍ ‌‌‍ ‍‌ ​ ​‍‌‌​ ‌‌‌​​‍‌‌ ‌‍‍ ‌‍‌‌‌ ‍‌​‍‌‌​ ​ ‌​‌​​‍‌‌​ ​ ‌​‌​​‍‌‌​ ​‍​ ​‍‌‍​ ​ ​ ​ ‌​​ ​​‌‍​ ​ ‌‍‌‍‌​​ ‌​‌‍‌‍‌‍‌‌‌‍‌‌‌‍‌​​‍‌‌​ ​‍​ ​‍​‍‌‌​ ‌‌‌​‌​​‍ ‍‌‍ ​‌‍‍‌‌‍ ‍‌‍‍ ‌ ​ ​‍‌‌​ ‌‌‌​​‍‌‌ ‌‍‍ ‌‍‌‌‌ ‍‌​‍‌‌​ ​ ‌​‌​​‍‌‌​ ​ ‌​‌​​‍‌‌​ ​‍​ ​‍‌‍‌‍​ ‍‌​ ​ ‌‍​‌​ ‌​​ ​‌‌‍​‌​ ​​‌‍‌‌​ ‌‍‌‍‌​​ ‌ ​‍‌‌​ ​‍​ ​‍​‍‌‌​ ‌‌‌​‌​​‍ ‍‌‍ ‍‌‍​‌‌‍ ‌‌‍‌‌​ ‌‍​‍‌‍​‌‌ ​ ‌‍‌‌‌‌‌‌‌ ​‍‌‍ ​​ ‌‌‍‍​‌ ‌​‌ ‌​‌ ​​‌ ​ ​‍‌‌​ ​ ‌​​‌​‍‌‌​ ​‍‌​‌‍​‍‌‌​ ​‍‌​‌‍‌‍​ ‌‍‍​‌‍‌‌‌‍ ​‌ ​ ‌‍‌‌‌‍​‌‌ ​​‌‍‍‌‌‍‌‌‌ ​‍‌ ​ ​‍ ‍‌ ​ ‌‍​‌‌‍ ‍‌‍‍‌‌ ‌​‌ ‍‌​‍ ‍‌ ​ ‌ ‌​‌ ‌‌‌‍‌​‌‍‍‌‌‍ ​‍‌‍‌‍‍‌‌‍‌​​ ‌‌‍‌‍‌‍ ‌‍ ‌ ‌​‌‍‌‌‌ ​‍​‍‌‍‌ ‌​‌ ‍‌‌ ​​‌‍‌‌​ ‌‌‍‌‍‌‍ ‌‍ ‌ ‌​‌‍‌‌‌ ​‍​‍‌‍‌ ​​‌‍​‌‌ ‌​‌‍‍​​ ‌‌‍​ ‌‍ ‌‍ ​‌ ‌‌‌‍ ‌‌‍ ‍‌ ​ ​‍‌‌​ ‌‌‌​​‍‌‌ ‌‍‍ ‌‍‌‌‌ ‍‌​‍‌‌​ ​ ‌​‌​​‍‌‌​ ​ ‌​‌​​‍‌‌​ ​‍​ ​‍‌‍​ ​ ​ ​ ‌​​ ​​‌‍​ ​ ‌‍‌‍‌​​ ‌​‌‍‌‍‌‍‌‌‌‍‌‌‌‍‌​​‍‌‌​ ​‍​ ​‍​‍‌‌​ ‌‌‌​‌​​‍ ‍‌‍ ​‌‍‍‌‌‍ ‍‌‍‍ ‌ ​ ​‍‌‌​ ‌‌‌​​‍‌‌ ‌‍‍ ‌‍‌‌‌ ‍‌​‍‌‌​ ​ ‌​‌​​‍‌‌​ ​ ‌​‌​​‍‌‌​ ​‍​ ​‍‌‍‌‍​ ‍‌​ ​ ‌‍​‌​ ‌​​ ​‌‌‍​‌​ ​​‌‍‌‌​ ‌‍‌‍‌​​ ‌ ​‍‌‌​ ​‍​ ​‍​‍‌‌​ ‌‌‌​‌​​‍ ‍‌‍ ‍‌‍​‌‌‍ ‌‌‍‌‌​‍‌‍‌ ​​‌‍‌‌‌ ​‍‌ ​ ‌ ​​‌‍‌‌‌‍​ ‌ ‌​‌‍‍‌‌ ‌‍‌‍‌‌​ ‌‌ ​​‌ ‌‌‌‍​‍‌‍ ​‌‍‍‌‌ ​ ‌‍‍​‌‍‌‌‌‍‌​​‍​‍‌ ‌
Partner with Us​​​​‌ ‍ ​‍​‍‌‍ ‌ ​‍‌‍‍‌‌‍‌ ‌‍‍‌‌‍ ‍​‍​‍​ ‍‍​‍​‍‌ ​ ‌‍​‌‌‍ ‍‌‍‍‌‌ ‌​‌ ‍‌​‍ ‍‌‍‍‌‌‍ ​‍​‍​‍ ​​‍​‍‌‍‍​‌ ​‍‌‍‌‌‌‍‌‍​‍​‍​ ‍‍​‍​‍‌‍‍​‌ ‌​‌ ‌​‌ ​​‌ ​ ​ ‍‍​‍ ​‍ ‌‍​ ‌‍‍​‌‍‌‌‌‍ ​‌ ​ ‌‍‌‌‌‍​‌‌ ​​‌‍‍‌‌‍‌‌‌ ​‍‌ ​ ​‍ ‍‌ ​ ‌‍​‌‌‍ ‍‌‍‍‌‌ ‌​‌ ‍‌​‍ ‍‌ ​ ‌ ‌​‌ ‌‌‌‍‌​‌‍‍‌‌‍ ​‍ ‌‍‍‌‌‍ ‍‌ ‌​‌‍‌‌‌‍ ‍‌ ‌​​‍ ‌‍‌‌‌‍‌​‌‍‍‌‌ ‌​​‍ ‌‍ ‌‌‍ ‌‍‌​‌‍‌‌​ ‌‌ ​​‌ ​‍‌‍‌‌‌ ​ ‌‍‌‌‌‍ ‍‌ ‌​‌‍​‌‌ ‌​‌‍‍‌‌‍ ‌‍ ‍​ ‍ ‌‍‍‌‌‍‌​​ ‌‌‍‌‍‌‍ ‌‍ ‌ ‌​‌‍‌‌‌ ​‍​ ‍ ‌ ‌​‌ ‍‌‌ ​​‌‍‌‌​ ‌‌‍‌‍‌‍ ‌‍ ‌ ‌​‌‍‌‌‌ ​‍​ ‍ ‌ ​​‌‍​‌‌ ‌​‌‍‍​​ ‌‌‍​ ‌‍ ‌‍ ​‌ ‌‌‌‍ ‌‌‍ ‍‌ ​ ​‍‌‌​ ‌‌‌​​‍‌‌ ‌‍‍ ‌‍‌‌‌ ‍‌​‍‌‌​ ​ ‌​‌​​‍‌‌​ ​ ‌​‌​​‍‌‌​ ​‍​ ​‍‌‍​ ​ ​ ​ ‌​​ ​​‌‍​ ​ ‌‍‌‍‌​​ ‌​‌‍‌‍‌‍‌‌‌‍‌‌‌‍‌​​‍‌‌​ ​‍​ ​‍​‍‌‌​ ‌‌‌​‌​​‍ ‍‌‍ ​‌‍‍‌‌‍ ‍‌‍‍ ‌ ​ ​‍‌‌​ ‌‌‌​​‍‌‌ ‌‍‍ ‌‍‌‌‌ ‍‌​‍‌‌​ ​ ‌​‌​​‍‌‌​ ​ ‌​‌​​‍‌‌​ ​‍​ ​‍‌‍‌‌‌‍‌‌​ ​‌‌‍​ ‌‍​ ​ ​​‌‍‌​‌‍‌‌‌‍​‍‌‍​‌​ ‍​‌‍‌‌‌‍​‍‌‍​‍‌‍‌‍​ ‍​‌‍‌‍‌‍‌​​ ​‌‌‍‌‌​ ​​​ ​ ​ ​​​ ‌‌​ ‍‌​ ​ ​ ‍‌​ ‌ ‌‍​‌​ ‍‌‌‍‌​​ ​​​‍‌‌​ ​‍​ ​‍​‍‌‌​ ‌‌‌​‌​​‍ ‍‌‍ ‍‌‍​‌‌‍ ‌‌‍‌‌​ ‌‍​‍‌‍​‌‌ ​ ‌‍‌‌‌‌‌‌‌ ​‍‌‍ ​​ ‌‌‍‍​‌ ‌​‌ ‌​‌ ​​‌ ​ ​‍‌‌​ ​ ‌​​‌​‍‌‌​ ​‍‌​‌‍​‍‌‌​ ​‍‌​‌‍‌‍​ ‌‍‍​‌‍‌‌‌‍ ​‌ ​ ‌‍‌‌‌‍​‌‌ ​​‌‍‍‌‌‍‌‌‌ ​‍‌ ​ ​‍ ‍‌ ​ ‌‍​‌‌‍ ‍‌‍‍‌‌ ‌​‌ ‍‌​‍ ‍‌ ​ ‌ ‌​‌ ‌‌‌‍‌​‌‍‍‌‌‍ ​‍‌‍‌‍‍‌‌‍‌​​ ‌‌‍‌‍‌‍ ‌‍ ‌ ‌​‌‍‌‌‌ ​‍​‍‌‍‌ ‌​‌ ‍‌‌ ​​‌‍‌‌​ ‌‌‍‌‍‌‍ ‌‍ ‌ ‌​‌‍‌‌‌ ​‍​‍‌‍‌ ​​‌‍​‌‌ ‌​‌‍‍​​ ‌‌‍​ ‌‍ ‌‍ ​‌ ‌‌‌‍ ‌‌‍ ‍‌ ​ ​‍‌‌​ ‌‌‌​​‍‌‌ ‌‍‍ ‌‍‌‌‌ ‍‌​‍‌‌​ ​ ‌​‌​​‍‌‌​ ​ ‌​‌​​‍‌‌​ ​‍​ ​‍‌‍​ ​ ​ ​ ‌​​ ​​‌‍​ ​ ‌‍‌‍‌​​ ‌​‌‍‌‍‌‍‌‌‌‍‌‌‌‍‌​​‍‌‌​ ​‍​ ​‍​‍‌‌​ ‌‌‌​‌​​‍ ‍‌‍ ​‌‍‍‌‌‍ ‍‌‍‍ ‌ ​ ​‍‌‌​ ‌‌‌​​‍‌‌ ‌‍‍ ‌‍‌‌‌ ‍‌​‍‌‌​ ​ ‌​‌​​‍‌‌​ ​ ‌​‌​​‍‌‌​ ​‍​ ​‍‌‍‌‌‌‍‌‌​ ​‌‌‍​ ‌‍​ ​ ​​‌‍‌​‌‍‌‌‌‍​‍‌‍​‌​ ‍​‌‍‌‌‌‍​‍‌‍​‍‌‍‌‍​ ‍​‌‍‌‍‌‍‌​​ ​‌‌‍‌‌​ ​​​ ​ ​ ​​​ ‌‌​ ‍‌​ ​ ​ ‍‌​ ‌ ‌‍​‌​ ‍‌‌‍‌​​ ​​​‍‌‌​ ​‍​ ​‍​‍‌‌​ ‌‌‌​‌​​‍ ‍‌‍ ‍‌‍​‌‌‍ ‌‌‍‌‌​‍‌‍‌ ​​‌‍‌‌‌ ​‍‌ ​ ‌ ​​‌‍‌‌‌‍​ ‌ ‌​‌‍‍‌‌ ‌‍‌‍‌‌​ ‌‌ ​​‌ ‌‌‌‍​‍‌‍ ​‌‍‍‌‌ ​ ‌‍‍​‌‍‌‌‌‍‌​​‍​‍‌ ‌
Careers at Chelsea Piers​​​​‌ ‍ ​‍​‍‌‍ ‌ ​‍‌‍‍‌‌‍‌ ‌‍‍‌‌‍ ‍​‍​‍​ ‍‍​‍​‍‌ ​ ‌‍​‌‌‍ ‍‌‍‍‌‌ ‌​‌ ‍‌​‍ ‍‌‍‍‌‌‍ ​‍​‍​‍ ​​‍​‍‌‍‍​‌ ​‍‌‍‌‌‌‍‌‍​‍​‍​ ‍‍​‍​‍‌‍‍​‌ ‌​‌ ‌​‌ ​​‌ ​ ​ ‍‍​‍ ​‍ ‌‍​ ‌‍‍​‌‍‌‌‌‍ ​‌ ​ ‌‍‌‌‌‍​‌‌ ​​‌‍‍‌‌‍‌‌‌ ​‍‌ ​ ​‍ ‍‌ ​ ‌‍​‌‌‍ ‍‌‍‍‌‌ ‌​‌ ‍‌​‍ ‍‌ ​ ‌ ‌​‌ ‌‌‌‍‌​‌‍‍‌‌‍ ​‍ ‌‍‍‌‌‍ ‍‌ ‌​‌‍‌‌‌‍ ‍‌ ‌​​‍ ‌‍‌‌‌‍‌​‌‍‍‌‌ ‌​​‍ ‌‍ ‌‌‍ ‌‍‌​‌‍‌‌​ ‌‌ ​​‌ ​‍‌‍‌‌‌ ​ ‌‍‌‌‌‍ ‍‌ ‌​‌‍​‌‌ ‌​‌‍‍‌‌‍ ‌‍ ‍​ ‍ ‌‍‍‌‌‍‌​​ ‌‌‍‌‍‌‍ ‌‍ ‌ ‌​‌‍‌‌‌ ​‍​ ‍ ‌ ‌​‌ ‍‌‌ ​​‌‍‌‌​ ‌‌‍‌‍‌‍ ‌‍ ‌ ‌​‌‍‌‌‌ ​‍​ ‍ ‌ ​​‌‍​‌‌ ‌​‌‍‍​​ ‌‌‍​ ‌‍ ‌‍ ​‌ ‌‌‌‍ ‌‌‍ ‍‌ ​ ​‍‌‌​ ‌‌‌​​‍‌‌ ‌‍‍ ‌‍‌‌‌ ‍‌​‍‌‌​ ​ ‌​‌​​‍‌‌​ ​ ‌​‌​​‍‌‌​ ​‍​ ​‍‌‍​ ​ ​ ​ ‌​​ ​​‌‍​ ​ ‌‍‌‍‌​​ ‌​‌‍‌‍‌‍‌‌‌‍‌‌‌‍‌​​‍‌‌​ ​‍​ ​‍​‍‌‌​ ‌‌‌​‌​​‍ ‍‌‍ ​‌‍‍‌‌‍ ‍‌‍‍ ‌ ​ ​‍‌‌​ ‌‌‌​​‍‌‌ ‌‍‍ ‌‍‌‌‌ ‍‌​‍‌‌​ ​ ‌​‌​​‍‌‌​ ​ ‌​‌​​‍‌‌​ ​‍​ ​‍​ ‌​​ ‍‌​ ​ ​ ‍​‌‍‌‌​ ​​​ ‍​​ ‌‍‌‍​‌​ ​ ‌‍​‍‌‍​ ​‍‌‌​ ​‍​ ​‍​‍‌‌​ ‌‌‌​‌​​‍ ‍‌‍ ‍‌‍​‌‌‍ ‌‌‍‌‌​ ‌‍​‍‌‍​‌‌ ​ ‌‍‌‌‌‌‌‌‌ ​‍‌‍ ​​ ‌‌‍‍​‌ ‌​‌ ‌​‌ ​​‌ ​ ​‍‌‌​ ​ ‌​​‌​‍‌‌​ ​‍‌​‌‍​‍‌‌​ ​‍‌​‌‍‌‍​ ‌‍‍​‌‍‌‌‌‍ ​‌ ​ ‌‍‌‌‌‍​‌‌ ​​‌‍‍‌‌‍‌‌‌ ​‍‌ ​ ​‍ ‍‌ ​ ‌‍​‌‌‍ ‍‌‍‍‌‌ ‌​‌ ‍‌​‍ ‍‌ ​ ‌ ‌​‌ ‌‌‌‍‌​‌‍‍‌‌‍ ​‍‌‍‌‍‍‌‌‍‌​​ ‌‌‍‌‍‌‍ ‌‍ ‌ ‌​‌‍‌‌‌ ​‍​‍‌‍‌ ‌​‌ ‍‌‌ ​​‌‍‌‌​ ‌‌‍‌‍‌‍ ‌‍ ‌ ‌​‌‍‌‌‌ ​‍​‍‌‍‌ ​​‌‍​‌‌ ‌​‌‍‍​​ ‌‌‍​ ‌‍ ‌‍ ​‌ ‌‌‌‍ ‌‌‍ ‍‌ ​ ​‍‌‌​ ‌‌‌​​‍‌‌ ‌‍‍ ‌‍‌‌‌ ‍‌​‍‌‌​ ​ ‌​‌​​‍‌‌​ ​ ‌​‌​​‍‌‌​ ​‍​ ​‍‌‍​ ​ ​ ​ ‌​​ ​​‌‍​ ​ ‌‍‌‍‌​​ ‌​‌‍‌‍‌‍‌‌‌‍‌‌‌‍‌​​‍‌‌​ ​‍​ ​‍​‍‌‌​ ‌‌‌​‌​​‍ ‍‌‍ ​‌‍‍‌‌‍ ‍‌‍‍ ‌ ​ ​‍‌‌​ ‌‌‌​​‍‌‌ ‌‍‍ ‌‍‌‌‌ ‍‌​‍‌‌​ ​ ‌​‌​​‍‌‌​ ​ ‌​‌​​‍‌‌​ ​‍​ ​‍​ ‌​​ ‍‌​ ​ ​ ‍​‌‍‌‌​ ​​​ ‍​​ ‌‍‌‍​‌​ ​ ‌‍​‍‌‍​ ​‍‌‌​ ​‍​ ​‍​‍‌‌​ ‌‌‌​‌​​‍ ‍‌‍ ‍‌‍​‌‌‍ ‌‌‍‌‌​‍‌‍‌ ​​‌‍‌‌‌ ​‍‌ ​ ‌ ​​‌‍‌‌‌‍​ ‌ ‌​‌‍‍‌‌ ‌‍‌‍‌‌​ ‌‌ ​​‌ ‌‌‌‍​‍‌‍ ​‌‍‍‌‌ ​ ‌‍‍​‌‍‌‌‌‍‌​​‍​‍‌ ‌
Chelsea Piers Foundation​​​​‌ ‍ ​‍​‍‌‍ ‌ ​‍‌‍‍‌‌‍‌ ‌‍‍‌‌‍ ‍​‍​‍​ ‍‍​‍​‍‌ ​ ‌‍​‌‌‍ ‍‌‍‍‌‌ ‌​‌ ‍‌​‍ ‍‌‍‍‌‌‍ ​‍​‍​‍ ​​‍​‍‌‍‍​‌ ​‍‌‍‌‌‌‍‌‍​‍​‍​ ‍‍​‍​‍‌‍‍​‌ ‌​‌ ‌​‌ ​​‌ ​ ​ ‍‍​‍ ​‍ ‌‍​ ‌‍‍​‌‍‌‌‌‍ ​‌ ​ ‌‍‌‌‌‍​‌‌ ​​‌‍‍‌‌‍‌‌‌ ​‍‌ ​ ​‍ ‍‌ ​ ‌‍​‌‌‍ ‍‌‍‍‌‌ ‌​‌ ‍‌​‍ ‍‌ ​ ‌ ‌​‌ ‌‌‌‍‌​‌‍‍‌‌‍ ​‍ ‌‍‍‌‌‍ ‍‌ ‌​‌‍‌‌‌‍ ‍‌ ‌​​‍ ‌‍‌‌‌‍‌​‌‍‍‌‌ ‌​​‍ ‌‍ ‌‌‍ ‌‍‌​‌‍‌‌​ ‌‌ ​​‌ ​‍‌‍‌‌‌ ​ ‌‍‌‌‌‍ ‍‌ ‌​‌‍​‌‌ ‌​‌‍‍‌‌‍ ‌‍ ‍​ ‍ ‌‍‍‌‌‍‌​​ ‌‌‍‌‍‌‍ ‌‍ ‌ ‌​‌‍‌‌‌ ​‍​ ‍ ‌ ‌​‌ ‍‌‌ ​​‌‍‌‌​ ‌‌‍‌‍‌‍ ‌‍ ‌ ‌​‌‍‌‌‌ ​‍​ ‍ ‌ ​​‌‍​‌‌ ‌​‌‍‍​​ ‌‌‍​ ‌‍ ‌‍ ​‌ ‌‌‌‍ ‌‌‍ ‍‌ ​ ​‍‌‌​ ‌‌‌​​‍‌‌ ‌‍‍ ‌‍‌‌‌ ‍‌​‍‌‌​ ​ ‌​‌​​‍‌‌​ ​ ‌​‌​​‍‌‌​ ​‍​ ​‍‌‍​ ​ ​ ​ ‌​​ ​​‌‍​ ​ ‌‍‌‍‌​​ ‌​‌‍‌‍‌‍‌‌‌‍‌‌‌‍‌​​‍‌‌​ ​‍​ ​‍​‍‌‌​ ‌‌‌​‌​​‍ ‍‌‍ ​‌‍‍‌‌‍ ‍‌‍‍ ‌ ​ ​‍‌‌​ ‌‌‌​​‍‌‌ ‌‍‍ ‌‍‌‌‌ ‍‌​‍‌‌​ ​ ‌​‌​​‍‌‌​ ​ ‌​‌​​‍‌‌​ ​‍​ ​‍​ ‌ ​ ‌ ​ ‌​​ ‌ ‌‍‌‍​ ‌ ‌‍‌​​ ‍‌​ ​ ​ ‌ ​ ‌ ‌‍‌‌​‍‌‌​ ​‍​ ​‍​‍‌‌​ ‌‌‌​‌​​‍ ‍‌‍ ‍‌‍​‌‌‍ ‌‌‍‌‌​ ‌‍​‍‌‍​‌‌ ​ ‌‍‌‌‌‌‌‌‌ ​‍‌‍ ​​ ‌‌‍‍​‌ ‌​‌ ‌​‌ ​​‌ ​ ​‍‌‌​ ​ ‌​​‌​‍‌‌​ ​‍‌​‌‍​‍‌‌​ ​‍‌​‌‍‌‍​ ‌‍‍​‌‍‌‌‌‍ ​‌ ​ ‌‍‌‌‌‍​‌‌ ​​‌‍‍‌‌‍‌‌‌ ​‍‌ ​ ​‍ ‍‌ ​ ‌‍​‌‌‍ ‍‌‍‍‌‌ ‌​‌ ‍‌​‍ ‍‌ ​ ‌ ‌​‌ ‌‌‌‍‌​‌‍‍‌‌‍ ​‍‌‍‌‍‍‌‌‍‌​​ ‌‌‍‌‍‌‍ ‌‍ ‌ ‌​‌‍‌‌‌ ​‍​‍‌‍‌ ‌​‌ ‍‌‌ ​​‌‍‌‌​ ‌‌‍‌‍‌‍ ‌‍ ‌ ‌​‌‍‌‌‌ ​‍​‍‌‍‌ ​​‌‍​‌‌ ‌​‌‍‍​​ ‌‌‍​ ‌‍ ‌‍ ​‌ ‌‌‌‍ ‌‌‍ ‍‌ ​ ​‍‌‌​ ‌‌‌​​‍‌‌ ‌‍‍ ‌‍‌‌‌ ‍‌​‍‌‌​ ​ ‌​‌​​‍‌‌​ ​ ‌​‌​​‍‌‌​ ​‍​ ​‍‌‍​ ​ ​ ​ ‌​​ ​​‌‍​ ​ ‌‍‌‍‌​​ ‌​‌‍‌‍‌‍‌‌‌‍‌‌‌‍‌​​‍‌‌​ ​‍​ ​‍​‍‌‌​ ‌‌‌​‌​​‍ ‍‌‍ ​‌‍‍‌‌‍ ‍‌‍‍ ‌ ​ ​‍‌‌​ ‌‌‌​​‍‌‌ ‌‍‍ ‌‍‌‌‌ ‍‌​‍‌‌​ ​ ‌​‌​​‍‌‌​ ​ ‌​‌​​‍‌‌​ ​‍​ ​‍​ ‌ ​ ‌ ​ ‌​​ ‌ ‌‍‌‍​ ‌ ‌‍‌​​ ‍‌​ ​ ​ ‌ ​ ‌ ‌‍‌‌​‍‌‌​ ​‍​ ​‍​‍‌‌​ ‌‌‌​‌​​‍ ‍‌‍ ‍‌‍​‌‌‍ ‌‌‍‌‌​‍‌‍‌ ​​‌‍‌‌‌ ​‍‌ ​ ‌ ​​‌‍‌‌‌‍​ ‌ ‌​‌‍‍‌‌ ‌‍‌‍‌‌​ ‌‌ ​​‌ ‌‌‌‍​‍‌‍ ​‌‍‍‌‌ ​ ‌‍‍​‌‍‌‌‌‍‌​​‍​‍‌ ‌
Gift Cards​​​​‌ ‍ ​‍​‍‌‍ ‌ ​‍‌‍‍‌‌‍‌ ‌‍‍‌‌‍ ‍​‍​‍​ ‍‍​‍​‍‌ ​ ‌‍​‌‌‍ ‍‌‍‍‌‌ ‌​‌ ‍‌​‍ ‍‌‍‍‌‌‍ ​‍​‍​‍ ​​‍​‍‌‍‍​‌ ​‍‌‍‌‌‌‍‌‍​‍​‍​ ‍‍​‍​‍‌‍‍​‌ ‌​‌ ‌​‌ ​​‌ ​ ​ ‍‍​‍ ​‍ ‌‍​ ‌‍‍​‌‍‌‌‌‍ ​‌ ​ ‌‍‌‌‌‍​‌‌ ​​‌‍‍‌‌‍‌‌‌ ​‍‌ ​ ​‍ ‍‌ ​ ‌‍​‌‌‍ ‍‌‍‍‌‌ ‌​‌ ‍‌​‍ ‍‌ ​ ‌ ‌​‌ ‌‌‌‍‌​‌‍‍‌‌‍ ​‍ ‌‍‍‌‌‍ ‍‌ ‌​‌‍‌‌‌‍ ‍‌ ‌​​‍ ‌‍‌‌‌‍‌​‌‍‍‌‌ ‌​​‍ ‌‍ ‌‌‍ ‌‍‌​‌‍‌‌​ ‌‌ ​​‌ ​‍‌‍‌‌‌ ​ ‌‍‌‌‌‍ ‍‌ ‌​‌‍​‌‌ ‌​‌‍‍‌‌‍ ‌‍ ‍​ ‍ ‌‍‍‌‌‍‌​​ ‌‌‍‌‍‌‍ ‌‍ ‌ ‌​‌‍‌‌‌ ​‍​ ‍ ‌ ‌​‌ ‍‌‌ ​​‌‍‌‌​ ‌‌‍‌‍‌‍ ‌‍ ‌ ‌​‌‍‌‌‌ ​‍​ ‍ ‌ ​​‌‍​‌‌ ‌​‌‍‍​​ ‌‌‍​ ‌‍ ‌‍ ​‌ ‌‌‌‍ ‌‌‍ ‍‌ ​ ​‍‌‌​ ‌‌‌​​‍‌‌ ‌‍‍ ‌‍‌‌‌ ‍‌​‍‌‌​ ​ ‌​‌​​‍‌‌​ ​ ‌​‌​​‍‌‌​ ​‍​ ​‍‌‍​ ​ ​ ​ ‌​​ ​​‌‍​ ​ ‌‍‌‍‌​​ ‌​‌‍‌‍‌‍‌‌‌‍‌‌‌‍‌​​‍‌‌​ ​‍​ ​‍​‍‌‌​ ‌‌‌​‌​​‍ ‍‌‍ ​‌‍‍‌‌‍ ‍‌‍‍ ‌ ​ ​‍‌‌​ ‌‌‌​​‍‌‌ ‌‍‍ ‌‍‌‌‌ ‍‌​‍‌‌​ ​ ‌​‌​​‍‌‌​ ​ ‌​‌​​‍‌‌​ ​‍​ ​‍‌‍‌​​ ‍​‌‍​ ‌‍​‌​ ‌​​ ‍‌​ ​‌‌‍‌‍​ ‍​​ ​ ​ ​ ​ ​​​‍‌‌​ ​‍​ ​‍​‍‌‌​ ‌‌‌​‌​​‍ ‍‌‍ ‍‌‍​‌‌‍ ‌‌‍‌‌​ ‌‍​‍‌‍​‌‌ ​ ‌‍‌‌‌‌‌‌‌ ​‍‌‍ ​​ ‌‌‍‍​‌ ‌​‌ ‌​‌ ​​‌ ​ ​‍‌‌​ ​ ‌​​‌​‍‌‌​ ​‍‌​‌‍​‍‌‌​ ​‍‌​‌‍‌‍​ ‌‍‍​‌‍‌‌‌‍ ​‌ ​ ‌‍‌‌‌‍​‌‌ ​​‌‍‍‌‌‍‌‌‌ ​‍‌ ​ ​‍ ‍‌ ​ ‌‍​‌‌‍ ‍‌‍‍‌‌ ‌​‌ ‍‌​‍ ‍‌ ​ ‌ ‌​‌ ‌‌‌‍‌​‌‍‍‌‌‍ ​‍‌‍‌‍‍‌‌‍‌​​ ‌‌‍‌‍‌‍ ‌‍ ‌ ‌​‌‍‌‌‌ ​‍​‍‌‍‌ ‌​‌ ‍‌‌ ​​‌‍‌‌​ ‌‌‍‌‍‌‍ ‌‍ ‌ ‌​‌‍‌‌‌ ​‍​‍‌‍‌ ​​‌‍​‌‌ ‌​‌‍‍​​ ‌‌‍​ ‌‍ ‌‍ ​‌ ‌‌‌‍ ‌‌‍ ‍‌ ​ ​‍‌‌​ ‌‌‌​​‍‌‌ ‌‍‍ ‌‍‌‌‌ ‍‌​‍‌‌​ ​ ‌​‌​​‍‌‌​ ​ ‌​‌​​‍‌‌​ ​‍​ ​‍‌‍​ ​ ​ ​ ‌​​ ​​‌‍​ ​ ‌‍‌‍‌​​ ‌​‌‍‌‍‌‍‌‌‌‍‌‌‌‍‌​​‍‌‌​ ​‍​ ​‍​‍‌‌​ ‌‌‌​‌​​‍ ‍‌‍ ​‌‍‍‌‌‍ ‍‌‍‍ ‌ ​ ​‍‌‌​ ‌‌‌​​‍‌‌ ‌‍‍ ‌‍‌‌‌ ‍‌​‍‌‌​ ​ ‌​‌​​‍‌‌​ ​ ‌​‌​​‍‌‌​ ​‍​ ​‍‌‍‌​​ ‍​‌‍​ ‌‍​‌​ ‌​​ ‍‌​ ​‌‌‍‌‍​ ‍​​ ​ ​ ​ ​ ​​​‍‌‌​ ​‍​ ​‍​‍‌‌​ ‌‌‌​‌​​‍ ‍‌‍ ‍‌‍​‌‌‍ ‌‌‍‌‌​‍‌‍‌ ​​‌‍‌‌‌ ​‍‌ ​ ‌ ​​‌‍‌‌‌‍​ ‌ ‌​‌‍‍‌‌ ‌‍‌‍‌‌​ ‌‌ ​​‌ ‌‌‌‍​‍‌‍ ​‌‍‍‌‌ ​ ‌‍‍​‌‍‌‌‌‍‌​​‍​‍‌ ‌
More​​​​‌ ‍ ​‍​‍‌‍ ‌ ​‍‌‍‍‌‌‍‌ ‌‍‍‌‌‍ ‍​‍​‍​ ‍‍​‍​‍‌ ​ ‌‍​‌‌‍ ‍‌‍‍‌‌ ‌​‌ ‍‌​‍ ‍‌‍‍‌‌‍ ​‍​‍​‍ ​​‍​‍‌‍‍​‌ ​‍‌‍‌‌‌‍‌‍​‍​‍​ ‍‍​‍​‍‌‍‍​‌ ‌​‌ ‌​‌ ​​‌ ​ ​ ‍‍​‍ ​‍ ‌‍​ ‌‍‍​‌‍‌‌‌‍ ​‌ ​ ‌‍‌‌‌‍​‌‌ ​​‌‍‍‌‌‍‌‌‌ ​‍‌ ​ ​‍ ‍‌ ​ ‌‍​‌‌‍ ‍‌‍‍‌‌ ‌​‌ ‍‌​‍ ‍‌ ​ ‌ ‌​‌ ‌‌‌‍‌​‌‍‍‌‌‍ ​‍ ‌‍‍‌‌‍ ‍‌ ‌​‌‍‌‌‌‍ ‍‌ ‌​​‍ ‌‍‌‌‌‍‌​‌‍‍‌‌ ‌​​‍ ‌‍ ‌‌‍ ‌‍‌​‌‍‌‌​ ‌‌ ​​‌ ​‍‌‍‌‌‌ ​ ‌‍‌‌‌‍ ‍‌ ‌​‌‍​‌‌ ‌​‌‍‍‌‌‍ ‌‍ ‍​ ‍ ‌‍‍‌‌‍‌​​ ‌‌‍‌‍‌‍ ‌‍ ‌ ‌​‌‍‌‌‌ ​‍​ ‍ ‌ ‌​‌ ‍‌‌ ​​‌‍‌‌​ ‌‌‍‌‍‌‍ ‌‍ ‌ ‌​‌‍‌‌‌ ​‍​ ‍ ‌ ​​‌‍​‌‌ ‌​‌‍‍​​ ‌‌‍​ ‌‍ ‌‍ ​‌ ‌‌‌‍ ‌‌‍ ‍‌ ​ ​‍‌‌​ ‌‌‌​​‍‌‌ ‌‍‍ ‌‍‌‌‌ ‍‌​‍‌‌​ ​ ‌​‌​​‍‌‌​ ​ ‌​‌​​‍‌‌​ ​‍​ ​‍​ ‌‌​ ​ ​ ‌‌​ ‍‌‌‍​ ​ ​‍‌‍‌​​ ‍​‌‍​‌​ ‍​​ ​ ​ ​ ​‍‌‌​ ​‍​ ​‍​‍‌‌​ ‌‌‌​‌​​‍ ‍‌ ‌​‌‍‍‌‌ ‌​‌‍ ​‌‍‌‌​ ‌‍​‍‌‍​‌‌ ​ ‌‍‌‌‌‌‌‌‌ ​‍‌‍ ​​ ‌‌‍‍​‌ ‌​‌ ‌​‌ ​​‌ ​ ​‍‌‌​ ​ ‌​​‌​‍‌‌​ ​‍‌​‌‍​‍‌‌​ ​‍‌​‌‍‌‍​ ‌‍‍​‌‍‌‌‌‍ ​‌ ​ ‌‍‌‌‌‍​‌‌ ​​‌‍‍‌‌‍‌‌‌ ​‍‌ ​ ​‍ ‍‌ ​ ‌‍​‌‌‍ ‍‌‍‍‌‌ ‌​‌ ‍‌​‍ ‍‌ ​ ‌ ‌​‌ ‌‌‌‍‌​‌‍‍‌‌‍ ​‍‌‍‌‍‍‌‌‍‌​​ ‌‌‍‌‍‌‍ ‌‍ ‌ ‌​‌‍‌‌‌ ​‍​‍‌‍‌ ‌​‌ ‍‌‌ ​​‌‍‌‌​ ‌‌‍‌‍‌‍ ‌‍ ‌ ‌​‌‍‌‌‌ ​‍​‍‌‍‌ ​​‌‍​‌‌ ‌​‌‍‍​​ ‌‌‍​ ‌‍ ‌‍ ​‌ ‌‌‌‍ ‌‌‍ ‍‌ ​ ​‍‌‌​ ‌‌‌​​‍‌‌ ‌‍‍ ‌‍‌‌‌ ‍‌​‍‌‌​ ​ ‌​‌​​‍‌‌​ ​ ‌​‌​​‍‌‌​ ​‍​ ​‍​ ‌‌​ ​ ​ ‌‌​ ‍‌‌‍​ ​ ​‍‌‍‌​​ ‍​‌‍​‌​ ‍​​ ​ ​ ​ ​‍‌‌​ ​‍​ ​‍​‍‌‌​ ‌‌‌​‌​​‍ ‍‌ ‌​‌‍‍‌‌ ‌​‌‍ ​‌‍‌‌​‍‌‍‌ ​​‌‍‌‌‌ ​‍‌ ​ ‌ ​​‌‍‌‌‌‍​ ‌ ‌​‌‍‍‌‌ ‌‍‌‍‌‌​ ‌‌ ​​‌ ‌‌‌‍​‍‌‍ ​‌‍‍‌‌ ​ ‌‍‍​‌‍‌‌‌‍‌​​‍​‍‌ ‌
Summer Camps​​​​‌ ‍ ​‍​‍‌‍ ‌ ​‍‌‍‍‌‌‍‌ ‌‍‍‌‌‍ ‍​‍​‍​ ‍‍​‍​‍‌ ​ ‌‍​‌‌‍ ‍‌‍‍‌‌ ‌​‌ ‍‌​‍ ‍‌‍‍‌‌‍ ​‍​‍​‍ ​​‍​‍‌‍‍​‌ ​‍‌‍‌‌‌‍‌‍​‍​‍​ ‍‍​‍​‍‌‍‍​‌ ‌​‌ ‌​‌ ​​‌ ​ ​ ‍‍​‍ ​‍ ‌‍​ ‌‍‍​‌‍‌‌‌‍ ​‌ ​ ‌‍‌‌‌‍​‌‌ ​​‌‍‍‌‌‍‌‌‌ ​‍‌ ​ ​‍ ‍‌ ​ ‌‍​‌‌‍ ‍‌‍‍‌‌ ‌​‌ ‍‌​‍ ‍‌ ​ ‌ ‌​‌ ‌‌‌‍‌​‌‍‍‌‌‍ ​‍ ‌‍‍‌‌‍ ‍‌ ‌​‌‍‌‌‌‍ ‍‌ ‌​​‍ ‌‍‌‌‌‍‌​‌‍‍‌‌ ‌​​‍ ‌‍ ‌‌‍ ‌‍‌​‌‍‌‌​ ‌‌ ​​‌ ​‍‌‍‌‌‌ ​ ‌‍‌‌‌‍ ‍‌ ‌​‌‍​‌‌ ‌​‌‍‍‌‌‍ ‌‍ ‍​ ‍ ‌‍‍‌‌‍‌​​ ‌‌‍‌‍‌‍ ‌‍ ‌ ‌​‌‍‌‌‌ ​‍​ ‍ ‌ ‌​‌ ‍‌‌ ​​‌‍‌‌​ ‌‌‍‌‍‌‍ ‌‍ ‌ ‌​‌‍‌‌‌ ​‍​ ‍ ‌ ​​‌‍​‌‌ ‌​‌‍‍​​ ‌‌‍​ ‌‍ ‌‍ ​‌ ‌‌‌‍ ‌‌‍ ‍‌ ​ ​‍‌‌​ ‌‌‌​​‍‌‌ ‌‍‍ ‌‍‌‌‌ ‍‌​‍‌‌​ ​ ‌​‌​​‍‌‌​ ​ ‌​‌​​‍‌‌​ ​‍​ ​‍​ ‌‌​ ​ ​ ‌‌​ ‍‌‌‍​ ​ ​‍‌‍‌​​ ‍​‌‍​‌​ ‍​​ ​ ​ ​ ​‍‌‌​ ​‍​ ​‍​‍‌‌​ ‌‌‌​‌​​‍ ‍‌‍ ​‌‍‍‌‌‍ ‍‌‍‍ ‌ ​ ​‍‌‌​ ‌‌‌​​‍‌‌ ‌‍‍ ‌‍‌‌‌ ‍‌​‍‌‌​ ​ ‌​‌​​‍‌‌​ ​ ‌​‌​​‍‌‌​ ​‍​ ​‍‌‍​ ​ ‌​‌‍​ ‌‍​‌‌‍​ ​ ​​‌‍​‌​ ‌​​ ‌ ​ ‍‌​ ‌‍‌‍‌​​‍‌‌​ ​‍​ ​‍​‍‌‌​ ‌‌‌​‌​​‍ ‍‌‍ ‍‌‍​‌‌‍ ‌‌‍‌‌​ ‌‍​‍‌‍​‌‌ ​ ‌‍‌‌‌‌‌‌‌ ​‍‌‍ ​​ ‌‌‍‍​‌ ‌​‌ ‌​‌ ​​‌ ​ ​‍‌‌​ ​ ‌​​‌​‍‌‌​ ​‍‌​‌‍​‍‌‌​ ​‍‌​‌‍‌‍​ ‌‍‍​‌‍‌‌‌‍ ​‌ ​ ‌‍‌‌‌‍​‌‌ ​​‌‍‍‌‌‍‌‌‌ ​‍‌ ​ ​‍ ‍‌ ​ ‌‍​‌‌‍ ‍‌‍‍‌‌ ‌​‌ ‍‌​‍ ‍‌ ​ ‌ ‌​‌ ‌‌‌‍‌​‌‍‍‌‌‍ ​‍‌‍‌‍‍‌‌‍‌​​ ‌‌‍‌‍‌‍ ‌‍ ‌ ‌​‌‍‌‌‌ ​‍​‍‌‍‌ ‌​‌ ‍‌‌ ​​‌‍‌‌​ ‌‌‍‌‍‌‍ ‌‍ ‌ ‌​‌‍‌‌‌ ​‍​‍‌‍‌ ​​‌‍​‌‌ ‌​‌‍‍​​ ‌‌‍​ ‌‍ ‌‍ ​‌ ‌‌‌‍ ‌‌‍ ‍‌ ​ ​‍‌‌​ ‌‌‌​​‍‌‌ ‌‍‍ ‌‍‌‌‌ ‍‌​‍‌‌​ ​ ‌​‌​​‍‌‌​ ​ ‌​‌​​‍‌‌​ ​‍​ ​‍​ ‌‌​ ​ ​ ‌‌​ ‍‌‌‍​ ​ ​‍‌‍‌​​ ‍​‌‍​‌​ ‍​​ ​ ​ ​ ​‍‌‌​ ​‍​ ​‍​‍‌‌​ ‌‌‌​‌​​‍ ‍‌‍ ​‌‍‍‌‌‍ ‍‌‍‍ ‌ ​ ​‍‌‌​ ‌‌‌​​‍‌‌ ‌‍‍ ‌‍‌‌‌ ‍‌​‍‌‌​ ​ ‌​‌​​‍‌‌​ ​ ‌​‌​​‍‌‌​ ​‍​ ​‍‌‍​ ​ ‌​‌‍​ ‌‍​‌‌‍​ ​ ​​‌‍​‌​ ‌​​ ‌ ​ ‍‌​ ‌‍‌‍‌​​‍‌‌​ ​‍​ ​‍​‍‌‌​ ‌‌‌​‌​​‍ ‍‌‍ ‍‌‍​‌‌‍ ‌‌‍‌‌​‍‌‍‌ ​​‌‍‌‌‌ ​‍‌ ​ ‌ ​​‌‍‌‌‌‍​ ‌ ‌​‌‍‍‌‌ ‌‍‌‍‌‌​ ‌‌ ​​‌ ‌‌‌‍​‍‌‍ ​‌‍‍‌‌ ​ ‌‍‍​‌‍‌‌‌‍‌​​‍​‍‌ ‌
Daycare + Preschool​​​​‌ ‍ ​‍​‍‌‍ ‌ ​‍‌‍‍‌‌‍‌ ‌‍‍‌‌‍ ‍​‍​‍​ ‍‍​‍​‍‌ ​ ‌‍​‌‌‍ ‍‌‍‍‌‌ ‌​‌ ‍‌​‍ ‍‌‍‍‌‌‍ ​‍​‍​‍ ​​‍​‍‌‍‍​‌ ​‍‌‍‌‌‌‍‌‍​‍​‍​ ‍‍​‍​‍‌‍‍​‌ ‌​‌ ‌​‌ ​​‌ ​ ​ ‍‍​‍ ​‍ ‌‍​ ‌‍‍​‌‍‌‌‌‍ ​‌ ​ ‌‍‌‌‌‍​‌‌ ​​‌‍‍‌‌‍‌‌‌ ​‍‌ ​ ​‍ ‍‌ ​ ‌‍​‌‌‍ ‍‌‍‍‌‌ ‌​‌ ‍‌​‍ ‍‌ ​ ‌ ‌​‌ ‌‌‌‍‌​‌‍‍‌‌‍ ​‍ ‌‍‍‌‌‍ ‍‌ ‌​‌‍‌‌‌‍ ‍‌ ‌​​‍ ‌‍‌‌‌‍‌​‌‍‍‌‌ ‌​​‍ ‌‍ ‌‌‍ ‌‍‌​‌‍‌‌​ ‌‌ ​​‌ ​‍‌‍‌‌‌ ​ ‌‍‌‌‌‍ ‍‌ ‌​‌‍​‌‌ ‌​‌‍‍‌‌‍ ‌‍ ‍​ ‍ ‌‍‍‌‌‍‌​​ ‌‌‍‌‍‌‍ ‌‍ ‌ ‌​‌‍‌‌‌ ​‍​ ‍ ‌ ‌​‌ ‍‌‌ ​​‌‍‌‌​ ‌‌‍‌‍‌‍ ‌‍ ‌ ‌​‌‍‌‌‌ ​‍​ ‍ ‌ ​​‌‍​‌‌ ‌​‌‍‍​​ ‌‌‍​ ‌‍ ‌‍ ​‌ ‌‌‌‍ ‌‌‍ ‍‌ ​ ​‍‌‌​ ‌‌‌​​‍‌‌ ‌‍‍ ‌‍‌‌‌ ‍‌​‍‌‌​ ​ ‌​‌​​‍‌‌​ ​ ‌​‌​​‍‌‌​ ​‍​ ​‍​ ‌‌​ ​ ​ ‌‌​ ‍‌‌‍​ ​ ​‍‌‍‌​​ ‍​‌‍​‌​ ‍​​ ​ ​ ​ ​‍‌‌​ ​‍​ ​‍​‍‌‌​ ‌‌‌​‌​​‍ ‍‌‍ ​‌‍‍‌‌‍ ‍‌‍‍ ‌ ​ ​‍‌‌​ ‌‌‌​​‍‌‌ ‌‍‍ ‌‍‌‌‌ ‍‌​‍‌‌​ ​ ‌​‌​​‍‌‌​ ​ ‌​‌​​‍‌‌​ ​‍​ ​‍​ ​ ​ ​‌​ ‍​​ ​ ​ ​ ​ ​‍​ ​ ‌‍​‌​ ‌‍​ ‌‍​ ‌‍‌‍​‌​‍‌‌​ ​‍​ ​‍​‍‌‌​ ‌‌‌​‌​​‍ ‍‌‍ ‍‌‍​‌‌‍ ‌‌‍‌‌​ ‌‍​‍‌‍​‌‌ ​ ‌‍‌‌‌‌‌‌‌ ​‍‌‍ ​​ ‌‌‍‍​‌ ‌​‌ ‌​‌ ​​‌ ​ ​‍‌‌​ ​ ‌​​‌​‍‌‌​ ​‍‌​‌‍​‍‌‌​ ​‍‌​‌‍‌‍​ ‌‍‍​‌‍‌‌‌‍ ​‌ ​ ‌‍‌‌‌‍​‌‌ ​​‌‍‍‌‌‍‌‌‌ ​‍‌ ​ ​‍ ‍‌ ​ ‌‍​‌‌‍ ‍‌‍‍‌‌ ‌​‌ ‍‌​‍ ‍‌ ​ ‌ ‌​‌ ‌‌‌‍‌​‌‍‍‌‌‍ ​‍‌‍‌‍‍‌‌‍‌​​ ‌‌‍‌‍‌‍ ‌‍ ‌ ‌​‌‍‌‌‌ ​‍​‍‌‍‌ ‌​‌ ‍‌‌ ​​‌‍‌‌​ ‌‌‍‌‍‌‍ ‌‍ ‌ ‌​‌‍‌‌‌ ​‍​‍‌‍‌ ​​‌‍​‌‌ ‌​‌‍‍​​ ‌‌‍​ ‌‍ ‌‍ ​‌ ‌‌‌‍ ‌‌‍ ‍‌ ​ ​‍‌‌​ ‌‌‌​​‍‌‌ ‌‍‍ ‌‍‌‌‌ ‍‌​‍‌‌​ ​ ‌​‌​​‍‌‌​ ​ ‌​‌​​‍‌‌​ ​‍​ ​‍​ ‌‌​ ​ ​ ‌‌​ ‍‌‌‍​ ​ ​‍‌‍‌​​ ‍​‌‍​‌​ ‍​​ ​ ​ ​ ​‍‌‌​ ​‍​ ​‍​‍‌‌​ ‌‌‌​‌​​‍ ‍‌‍ ​‌‍‍‌‌‍ ‍‌‍‍ ‌ ​ ​‍‌‌​ ‌‌‌​​‍‌‌ ‌‍‍ ‌‍‌‌‌ ‍‌​‍‌‌​ ​ ‌​‌​​‍‌‌​ ​ ‌​‌​​‍‌‌​ ​‍​ ​‍​ ​ ​ ​‌​ ‍​​ ​ ​ ​ ​ ​‍​ ​ ‌‍​‌​ ‌‍​ ‌‍​ ‌‍‌‍​‌​‍‌‌​ ​‍​ ​‍​‍‌‌​ ‌‌‌​‌​​‍ ‍‌‍ ‍‌‍​‌‌‍ ‌‌‍‌‌​‍‌‍‌ ​​‌‍‌‌‌ ​‍‌ ​ ‌ ​​‌‍‌‌‌‍​ ‌ ‌​‌‍‍‌‌ ‌‍‌‍‌‌​ ‌‌ ​​‌ ‌‌‌‍​‍‌‍ ​‌‍‍‌‌ ​ ‌‍‍​‌‍‌‌‌‍‌​​‍​‍‌ ‌
Parking​​​​‌ ‍ ​‍​‍‌‍ ‌ ​‍‌‍‍‌‌‍‌ ‌‍‍‌‌‍ ‍​‍​‍​ ‍‍​‍​‍‌ ​ ‌‍​‌‌‍ ‍‌‍‍‌‌ ‌​‌ ‍‌​‍ ‍‌‍‍‌‌‍ ​‍​‍​‍ ​​‍​‍‌‍‍​‌ ​‍‌‍‌‌‌‍‌‍​‍​‍​ ‍‍​‍​‍‌‍‍​‌ ‌​‌ ‌​‌ ​​‌ ​ ​ ‍‍​‍ ​‍ ‌‍​ ‌‍‍​‌‍‌‌‌‍ ​‌ ​ ‌‍‌‌‌‍​‌‌ ​​‌‍‍‌‌‍‌‌‌ ​‍‌ ​ ​‍ ‍‌ ​ ‌‍​‌‌‍ ‍‌‍‍‌‌ ‌​‌ ‍‌​‍ ‍‌ ​ ‌ ‌​‌ ‌‌‌‍‌​‌‍‍‌‌‍ ​‍ ‌‍‍‌‌‍ ‍‌ ‌​‌‍‌‌‌‍ ‍‌ ‌​​‍ ‌‍‌‌‌‍‌​‌‍‍‌‌ ‌​​‍ ‌‍ ‌‌‍ ‌‍‌​‌‍‌‌​ ‌‌ ​​‌ ​‍‌‍‌‌‌ ​ ‌‍‌‌‌‍ ‍‌ ‌​‌‍​‌‌ ‌​‌‍‍‌‌‍ ‌‍ ‍​ ‍ ‌‍‍‌‌‍‌​​ ‌‌‍‌‍‌‍ ‌‍ ‌ ‌​‌‍‌‌‌ ​‍​ ‍ ‌ ‌​‌ ‍‌‌ ​​‌‍‌‌​ ‌‌‍‌‍‌‍ ‌‍ ‌ ‌​‌‍‌‌‌ ​‍​ ‍ ‌ ​​‌‍​‌‌ ‌​‌‍‍​​ ‌‌‍​ ‌‍ ‌‍ ​‌ ‌‌‌‍ ‌‌‍ ‍‌ ​ ​‍‌‌​ ‌‌‌​​‍‌‌ ‌‍‍ ‌‍‌‌‌ ‍‌​‍‌‌​ ​ ‌​‌​​‍‌‌​ ​ ‌​‌​​‍‌‌​ ​‍​ ​‍​ ‌‌​ ​ ​ ‌‌​ ‍‌‌‍​ ​ ​‍‌‍‌​​ ‍​‌‍​‌​ ‍​​ ​ ​ ​ ​‍‌‌​ ​‍​ ​‍​‍‌‌​ ‌‌‌​‌​​‍ ‍‌‍ ​‌‍‍‌‌‍ ‍‌‍‍ ‌ ​ ​‍‌‌​ ‌‌‌​​‍‌‌ ‌‍‍ ‌‍‌‌‌ ‍‌​‍‌‌​ ​ ‌​‌​​‍‌‌​ ​ ‌​‌​​‍‌‌​ ​‍​ ​‍‌‍​‍​ ​​‌‍‌‍​ ‌‍‌‍‌‍​ ​‌‌‍‌‌‌‍‌‍​ ‌ ​ ​‌‌‍‌‍‌‍‌​​‍‌‌​ ​‍​ ​‍​‍‌‌​ ‌‌‌​‌​​‍ ‍‌‍ ‍‌‍​‌‌‍ ‌‌‍‌‌​ ‌‍​‍‌‍​‌‌ ​ ‌‍‌‌‌‌‌‌‌ ​‍‌‍ ​​ ‌‌‍‍​‌ ‌​‌ ‌​‌ ​​‌ ​ ​‍‌‌​ ​ ‌​​‌​‍‌‌​ ​‍‌​‌‍​‍‌‌​ ​‍‌​‌‍‌‍​ ‌‍‍​‌‍‌‌‌‍ ​‌ ​ ‌‍‌‌‌‍​‌‌ ​​‌‍‍‌‌‍‌‌‌ ​‍‌ ​ ​‍ ‍‌ ​ ‌‍​‌‌‍ ‍‌‍‍‌‌ ‌​‌ ‍‌​‍ ‍‌ ​ ‌ ‌​‌ ‌‌‌‍‌​‌‍‍‌‌‍ ​‍‌‍‌‍‍‌‌‍‌​​ ‌‌‍‌‍‌‍ ‌‍ ‌ ‌​‌‍‌‌‌ ​‍​‍‌‍‌ ‌​‌ ‍‌‌ ​​‌‍‌‌​ ‌‌‍‌‍‌‍ ‌‍ ‌ ‌​‌‍‌‌‌ ​‍​‍‌‍‌ ​​‌‍​‌‌ ‌​‌‍‍​​ ‌‌‍​ ‌‍ ‌‍ ​‌ ‌‌‌‍ ‌‌‍ ‍‌ ​ ​‍‌‌​ ‌‌‌​​‍‌‌ ‌‍‍ ‌‍‌‌‌ ‍‌​‍‌‌​ ​ ‌​‌​​‍‌‌​ ​ ‌​‌​​‍‌‌​ ​‍​ ​‍​ ‌‌​ ​ ​ ‌‌​ ‍‌‌‍​ ​ ​‍‌‍‌​​ ‍​‌‍​‌​ ‍​​ ​ ​ ​ ​‍‌‌​ ​‍​ ​‍​‍‌‌​ ‌‌‌​‌​​‍ ‍‌‍ ​‌‍‍‌‌‍ ‍‌‍‍ ‌ ​ ​‍‌‌​ ‌‌‌​​‍‌‌ ‌‍‍ ‌‍‌‌‌ ‍‌​‍‌‌​ ​ ‌​‌​​‍‌‌​ ​ ‌​‌​​‍‌‌​ ​‍​ ​‍‌‍​‍​ ​​‌‍‌‍​ ‌‍‌‍‌‍​ ​‌‌‍‌‌‌‍‌‍​ ‌ ​ ​‌‌‍‌‍‌‍‌​​‍‌‌​ ​‍​ ​‍​‍‌‌​ ‌‌‌​‌​​‍ ‍‌‍ ‍‌‍​‌‌‍ ‌‌‍‌‌​‍‌‍‌ ​​‌‍‌‌‌ ​‍‌ ​ ‌ ​​‌‍‌‌‌‍​ ‌ ‌​‌‍‍‌‌ ‌‍‌‍‌‌​ ‌‌ ​​‌ ‌‌‌‍​‍‌‍ ​‌‍‍‌‌ ​ ‌‍‍​‌‍‌‌‌‍‌​​‍​‍‌ ‌
Dining​​​​‌ ‍ ​‍​‍‌‍ ‌ ​‍‌‍‍‌‌‍‌ ‌‍‍‌‌‍ ‍​‍​‍​ ‍‍​‍​‍‌ ​ ‌‍​‌‌‍ ‍‌‍‍‌‌ ‌​‌ ‍‌​‍ ‍‌‍‍‌‌‍ ​‍​‍​‍ ​​‍​‍‌‍‍​‌ ​‍‌‍‌‌‌‍‌‍​‍​‍​ ‍‍​‍​‍‌‍‍​‌ ‌​‌ ‌​‌ ​​‌ ​ ​ ‍‍​‍ ​‍ ‌‍​ ‌‍‍​‌‍‌‌‌‍ ​‌ ​ ‌‍‌‌‌‍​‌‌ ​​‌‍‍‌‌‍‌‌‌ ​‍‌ ​ ​‍ ‍‌ ​ ‌‍​‌‌‍ ‍‌‍‍‌‌ ‌​‌ ‍‌​‍ ‍‌ ​ ‌ ‌​‌ ‌‌‌‍‌​‌‍‍‌‌‍ ​‍ ‌‍‍‌‌‍ ‍‌ ‌​‌‍‌‌‌‍ ‍‌ ‌​​‍ ‌‍‌‌‌‍‌​‌‍‍‌‌ ‌​​‍ ‌‍ ‌‌‍ ‌‍‌​‌‍‌‌​ ‌‌ ​​‌ ​‍‌‍‌‌‌ ​ ‌‍‌‌‌‍ ‍‌ ‌​‌‍​‌‌ ‌​‌‍‍‌‌‍ ‌‍ ‍​ ‍ ‌‍‍‌‌‍‌​​ ‌‌‍‌‍‌‍ ‌‍ ‌ ‌​‌‍‌‌‌ ​‍​ ‍ ‌ ‌​‌ ‍‌‌ ​​‌‍‌‌​ ‌‌‍‌‍‌‍ ‌‍ ‌ ‌​‌‍‌‌‌ ​‍​ ‍ ‌ ​​‌‍​‌‌ ‌​‌‍‍​​ ‌‌‍​ ‌‍ ‌‍ ​‌ ‌‌‌‍ ‌‌‍ ‍‌ ​ ​‍‌‌​ ‌‌‌​​‍‌‌ ‌‍‍ ‌‍‌‌‌ ‍‌​‍‌‌​ ​ ‌​‌​​‍‌‌​ ​ ‌​‌​​‍‌‌​ ​‍​ ​‍​ ‌‌​ ​ ​ ‌‌​ ‍‌‌‍​ ​ ​‍‌‍‌​​ ‍​‌‍​‌​ ‍​​ ​ ​ ​ ​‍‌‌​ ​‍​ ​‍​‍‌‌​ ‌‌‌​‌​​‍ ‍‌‍ ​‌‍‍‌‌‍ ‍‌‍‍ ‌ ​ ​‍‌‌​ ‌‌‌​​‍‌‌ ‌‍‍ ‌‍‌‌‌ ‍‌​‍‌‌​ ​ ‌​‌​​‍‌‌​ ​ ‌​‌​​‍‌‌​ ​‍​ ​‍​ ‍​‌‍‌‍‌‍‌​​ ‌‍​ ‍‌‌‍​‍‌‍‌‌​ ‌ ‌‍‌‍​ ‌​​ ‌​​ ​‍​‍‌‌​ ​‍​ ​‍​‍‌‌​ ‌‌‌​‌​​‍ ‍‌‍ ‍‌‍​‌‌‍ ‌‌‍‌‌​ ‌‍​‍‌‍​‌‌ ​ ‌‍‌‌‌‌‌‌‌ ​‍‌‍ ​​ ‌‌‍‍​‌ ‌​‌ ‌​‌ ​​‌ ​ ​‍‌‌​ ​ ‌​​‌​‍‌‌​ ​‍‌​‌‍​‍‌‌​ ​‍‌​‌‍‌‍​ ‌‍‍​‌‍‌‌‌‍ ​‌ ​ ‌‍‌‌‌‍​‌‌ ​​‌‍‍‌‌‍‌‌‌ ​‍‌ ​ ​‍ ‍‌ ​ ‌‍​‌‌‍ ‍‌‍‍‌‌ ‌​‌ ‍‌​‍ ‍‌ ​ ‌ ‌​‌ ‌‌‌‍‌​‌‍‍‌‌‍ ​‍‌‍‌‍‍‌‌‍‌​​ ‌‌‍‌‍‌‍ ‌‍ ‌ ‌​‌‍‌‌‌ ​‍​‍‌‍‌ ‌​‌ ‍‌‌ ​​‌‍‌‌​ ‌‌‍‌‍‌‍ ‌‍ ‌ ‌​‌‍‌‌‌ ​‍​‍‌‍‌ ​​‌‍​‌‌ ‌​‌‍‍​​ ‌‌‍​ ‌‍ ‌‍ ​‌ ‌‌‌‍ ‌‌‍ ‍‌ ​ ​‍‌‌​ ‌‌‌​​‍‌‌ ‌‍‍ ‌‍‌‌‌ ‍‌​‍‌‌​ ​ ‌​‌​​‍‌‌​ ​ ‌​‌​​‍‌‌​ ​‍​ ​‍​ ‌‌​ ​ ​ ‌‌​ ‍‌‌‍​ ​ ​‍‌‍‌​​ ‍​‌‍​‌​ ‍​​ ​ ​ ​ ​‍‌‌​ ​‍​ ​‍​‍‌‌​ ‌‌‌​‌​​‍ ‍‌‍ ​‌‍‍‌‌‍ ‍‌‍‍ ‌ ​ ​‍‌‌​ ‌‌‌​​‍‌‌ ‌‍‍ ‌‍‌‌‌ ‍‌​‍‌‌​ ​ ‌​‌​​‍‌‌​ ​ ‌​‌​​‍‌‌​ ​‍​ ​‍​ ‍​‌‍‌‍‌‍‌​​ ‌‍​ ‍‌‌‍​‍‌‍‌‌​ ‌ ‌‍‌‍​ ‌​​ ‌​​ ​‍​‍‌‌​ ​‍​ ​‍​‍‌‌​ ‌‌‌​‌​​‍ ‍‌‍ ‍‌‍​‌‌‍ ‌‌‍‌‌​‍‌‍‌ ​​‌‍‌‌‌ ​‍‌ ​ ‌ ​​‌‍‌‌‌‍​ ‌ ‌​‌‍‍‌‌ ‌‍‌‍‌‌​ ‌‌ ​​‌ ‌‌‌‍​‍‌‍ ​‌‍‍‌‌ ​ ‌‍‍​‌‍‌‌‌‍‌​​‍​‍‌ ‌
Attractions & Services​​​​‌ ‍ ​‍​‍‌‍ ‌ ​‍‌‍‍‌‌‍‌ ‌‍‍‌‌‍ ‍​‍​‍​ ‍‍​‍​‍‌ ​ ‌‍​‌‌‍ ‍‌‍‍‌‌ ‌​‌ ‍‌​‍ ‍‌‍‍‌‌‍ ​‍​‍​‍ ​​‍​‍‌‍‍​‌ ​‍‌‍‌‌‌‍‌‍​‍​‍​ ‍‍​‍​‍‌‍‍​‌ ‌​‌ ‌​‌ ​​‌ ​ ​ ‍‍​‍ ​‍ ‌‍​ ‌‍‍​‌‍‌‌‌‍ ​‌ ​ ‌‍‌‌‌‍​‌‌ ​​‌‍‍‌‌‍‌‌‌ ​‍‌ ​ ​‍ ‍‌ ​ ‌‍​‌‌‍ ‍‌‍‍‌‌ ‌​‌ ‍‌​‍ ‍‌ ​ ‌ ‌​‌ ‌‌‌‍‌​‌‍‍‌‌‍ ​‍ ‌‍‍‌‌‍ ‍‌ ‌​‌‍‌‌‌‍ ‍‌ ‌​​‍ ‌‍‌‌‌‍‌​‌‍‍‌‌ ‌​​‍ ‌‍ ‌‌‍ ‌‍‌​‌‍‌‌​ ‌‌ ​​‌ ​‍‌‍‌‌‌ ​ ‌‍‌‌‌‍ ‍‌ ‌​‌‍​‌‌ ‌​‌‍‍‌‌‍ ‌‍ ‍​ ‍ ‌‍‍‌‌‍‌​​ ‌‌‍‌‍‌‍ ‌‍ ‌ ‌​‌‍‌‌‌ ​‍​ ‍ ‌ ‌​‌ ‍‌‌ ​​‌‍‌‌​ ‌‌‍‌‍‌‍ ‌‍ ‌ ‌​‌‍‌‌‌ ​‍​ ‍ ‌ ​​‌‍​‌‌ ‌​‌‍‍​​ ‌‌‍​ ‌‍ ‌‍ ​‌ ‌‌‌‍ ‌‌‍ ‍‌ ​ ​‍‌‌​ ‌‌‌​​‍‌‌ ‌‍‍ ‌‍‌‌‌ ‍‌​‍‌‌​ ​ ‌​‌​​‍‌‌​ ​ ‌​‌​​‍‌‌​ ​‍​ ​‍​ ‌‌​ ​ ​ ‌‌​ ‍‌‌‍​ ​ ​‍‌‍‌​​ ‍​‌‍​‌​ ‍​​ ​ ​ ​ ​‍‌‌​ ​‍​ ​‍​‍‌‌​ ‌‌‌​‌​​‍ ‍‌‍ ​‌‍‍‌‌‍ ‍‌‍‍ ‌ ​ ​‍‌‌​ ‌‌‌​​‍‌‌ ‌‍‍ ‌‍‌‌‌ ‍‌​‍‌‌​ ​ ‌​‌​​‍‌‌​ ​ ‌​‌​​‍‌‌​ ​‍​ ​‍​ ​​​ ​ ​ ‍‌​ ‍‌​ ​‍​ ‌​‌‍​‍​ ‌ ​ ​‍​ ‌ ‌‍​‍‌‍‌​​‍‌‌​ ​‍​ ​‍​‍‌‌​ ‌‌‌​‌​​‍ ‍‌‍ ‍‌‍​‌‌‍ ‌‌‍‌‌​ ‌‍​‍‌‍​‌‌ ​ ‌‍‌‌‌‌‌‌‌ ​‍‌‍ ​​ ‌‌‍‍​‌ ‌​‌ ‌​‌ ​​‌ ​ ​‍‌‌​ ​ ‌​​‌​‍‌‌​ ​‍‌​‌‍​‍‌‌​ ​‍‌​‌‍‌‍​ ‌‍‍​‌‍‌‌‌‍ ​‌ ​ ‌‍‌‌‌‍​‌‌ ​​‌‍‍‌‌‍‌‌‌ ​‍‌ ​ ​‍ ‍‌ ​ ‌‍​‌‌‍ ‍‌‍‍‌‌ ‌​‌ ‍‌​‍ ‍‌ ​ ‌ ‌​‌ ‌‌‌‍‌​‌‍‍‌‌‍ ​‍‌‍‌‍‍‌‌‍‌​​ ‌‌‍‌‍‌‍ ‌‍ ‌ ‌​‌‍‌‌‌ ​‍​‍‌‍‌ ‌​‌ ‍‌‌ ​​‌‍‌‌​ ‌‌‍‌‍‌‍ ‌‍ ‌ ‌​‌‍‌‌‌ ​‍​‍‌‍‌ ​​‌‍​‌‌ ‌​‌‍‍​​ ‌‌‍​ ‌‍ ‌‍ ​‌ ‌‌‌‍ ‌‌‍ ‍‌ ​ ​‍‌‌​ ‌‌‌​​‍‌‌ ‌‍‍ ‌‍‌‌‌ ‍‌​‍‌‌​ ​ ‌​‌​​‍‌‌​ ​ ‌​‌​​‍‌‌​ ​‍​ ​‍​ ‌‌​ ​ ​ ‌‌​ ‍‌‌‍​ ​ ​‍‌‍‌​​ ‍​‌‍​‌​ ‍​​ ​ ​ ​ ​‍‌‌​ ​‍​ ​‍​‍‌‌​ ‌‌‌​‌​​‍ ‍‌‍ ​‌‍‍‌‌‍ ‍‌‍‍ ‌ ​ ​‍‌‌​ ‌‌‌​​‍‌‌ ‌‍‍ ‌‍‌‌‌ ‍‌​‍‌‌​ ​ ‌​‌​​‍‌‌​ ​ ‌​‌​​‍‌‌​ ​‍​ ​‍​ ​​​ ​ ​ ‍‌​ ‍‌​ ​‍​ ‌​‌‍​‍​ ‌ ​ ​‍​ ‌ ‌‍​‍‌‍‌​​‍‌‌​ ​‍​ ​‍​‍‌‌​ ‌‌‌​‌​​‍ ‍‌‍ ‍‌‍​‌‌‍ ‌‌‍‌‌​‍‌‍‌ ​​‌‍‌‌‌ ​‍‌ ​ ‌ ​​‌‍‌‌‌‍​ ‌ ‌​‌‍‍‌‌ ‌‍‌‍‌‌​ ‌‌ ​​‌ ‌‌‌‍​‍‌‍ ​‌‍‍‌‌ ​ ‌‍‍​‌‍‌‌‌‍‌​​‍​‍‌ ‌
Stay in Touch​​​​‌ ‍ ​‍​‍‌‍ ‌ ​‍‌‍‍‌‌‍‌ ‌‍‍‌‌‍ ‍​‍​‍​ ‍‍​‍​‍‌ ​ ‌‍​‌‌‍ ‍‌‍‍‌‌ ‌​‌ ‍‌​‍ ‍‌‍‍‌‌‍ ​‍​‍​‍ ​​‍​‍‌‍‍​‌ ​‍‌‍‌‌‌‍‌‍​‍​‍​ ‍‍​‍​‍‌‍‍​‌ ‌​‌ ‌​‌ ​​‌ ​ ​ ‍‍​‍ ​‍ ‌‍​ ‌‍‍​‌‍‌‌‌‍ ​‌ ​ ‌‍‌‌‌‍​‌‌ ​​‌‍‍‌‌‍‌‌‌ ​‍‌ ​ ​‍ ‍‌ ​ ‌‍​‌‌‍ ‍‌‍‍‌‌ ‌​‌ ‍‌​‍ ‍‌ ​ ‌ ‌​‌ ‌‌‌‍‌​‌‍‍‌‌‍ ​‍ ‌‍‍‌‌‍ ‍‌ ‌​‌‍‌‌‌‍ ‍‌ ‌​​‍ ‌‍‌‌‌‍‌​‌‍‍‌‌ ‌​​‍ ‌‍ ‌‌‍ ‌‍‌​‌‍‌‌​ ‌‌ ​​‌ ​‍‌‍‌‌‌ ​ ‌‍‌‌‌‍ ‍‌ ‌​‌‍​‌‌ ‌​‌‍‍‌‌‍ ‌‍ ‍​ ‍ ‌‍‍‌‌‍‌​​ ‌‌‍‌‍‌‍ ‌‍ ‌ ‌​‌‍‌‌‌ ​‍​ ‍ ‌ ‌​‌ ‍‌‌ ​​‌‍‌‌​ ‌‌‍‌‍‌‍ ‌‍ ‌ ‌​‌‍‌‌‌ ​‍​ ‍ ‌ ​​‌‍​‌‌ ‌​‌‍‍​​ ‌‌‍​ ‌‍ ‌‍ ​‌ ‌‌‌‍ ‌‌‍ ‍‌ ​ ​‍‌‌​ ‌‌‌​​‍‌‌ ‌‍‍ ‌‍‌‌‌ ‍‌​‍‌‌​ ​ ‌​‌​​‍‌‌​ ​ ‌​‌​​‍‌‌​ ​‍​ ​‍​ ‍​‌‍​‍‌‍‌​​ ​‌‌‍​‍‌‍‌‌‌‍‌‌‌‍‌​‌‍​‌​ ​‍‌‍‌‌‌‍​‌​‍‌‌​ ​‍​ ​‍​‍‌‌​ ‌‌‌​‌​​‍ ‍‌ ‌​‌‍‍‌‌ ‌​‌‍ ​‌‍‌‌​ ‌‍​‍‌‍​‌‌ ​ ‌‍‌‌‌‌‌‌‌ ​‍‌‍ ​​ ‌‌‍‍​‌ ‌​‌ ‌​‌ ​​‌ ​ ​‍‌‌​ ​ ‌​​‌​‍‌‌​ ​‍‌​‌‍​‍‌‌​ ​‍‌​‌‍‌‍​ ‌‍‍​‌‍‌‌‌‍ ​‌ ​ ‌‍‌‌‌‍​‌‌ ​​‌‍‍‌‌‍‌‌‌ ​‍‌ ​ ​‍ ‍‌ ​ ‌‍​‌‌‍ ‍‌‍‍‌‌ ‌​‌ ‍‌​‍ ‍‌ ​ ‌ ‌​‌ ‌‌‌‍‌​‌‍‍‌‌‍ ​‍‌‍‌‍‍‌‌‍‌​​ ‌‌‍‌‍‌‍ ‌‍ ‌ ‌​‌‍‌‌‌ ​‍​‍‌‍‌ ‌​‌ ‍‌‌ ​​‌‍‌‌​ ‌‌‍‌‍‌‍ ‌‍ ‌ ‌​‌‍‌‌‌ ​‍​‍‌‍‌ ​​‌‍​‌‌ ‌​‌‍‍​​ ‌‌‍​ ‌‍ ‌‍ ​‌ ‌‌‌‍ ‌‌‍ ‍‌ ​ ​‍‌‌​ ‌‌‌​​‍‌‌ ‌‍‍ ‌‍‌‌‌ ‍‌​‍‌‌​ ​ ‌​‌​​‍‌‌​ ​ ‌​‌​​‍‌‌​ ​‍​ ​‍​ ‍​‌‍​‍‌‍‌​​ ​‌‌‍​‍‌‍‌‌‌‍‌‌‌‍‌​‌‍​‌​ ​‍‌‍‌‌‌‍​‌​‍‌‌​ ​‍​ ​‍​‍‌‌​ ‌‌‌​‌​​‍ ‍‌ ‌​‌‍‍‌‌ ‌​‌‍ ​‌‍‌‌​‍‌‍‌ ​​‌‍‌‌‌ ​‍‌ ​ ‌ ​​‌‍‌‌‌‍​ ‌ ‌​‌‍‍‌‌ ‌‍‌‍‌‌​ ‌‌ ​​‌ ‌‌‌‍​‍‌‍ ​‌‍‍‌‌ ​ ‌‍‍​‌‍‌‌‌‍‌​​‍​‍‌ ‌
News + Press​​​​‌ ‍ ​‍​‍‌‍ ‌ ​‍‌‍‍‌‌‍‌ ‌‍‍‌‌‍ ‍​‍​‍​ ‍‍​‍​‍‌ ​ ‌‍​‌‌‍ ‍‌‍‍‌‌ ‌​‌ ‍‌​‍ ‍‌‍‍‌‌‍ ​‍​‍​‍ ​​‍​‍‌‍‍​‌ ​‍‌‍‌‌‌‍‌‍​‍​‍​ ‍‍​‍​‍‌‍‍​‌ ‌​‌ ‌​‌ ​​‌ ​ ​ ‍‍​‍ ​‍ ‌‍​ ‌‍‍​‌‍‌‌‌‍ ​‌ ​ ‌‍‌‌‌‍​‌‌ ​​‌‍‍‌‌‍‌‌‌ ​‍‌ ​ ​‍ ‍‌ ​ ‌‍​‌‌‍ ‍‌‍‍‌‌ ‌​‌ ‍‌​‍ ‍‌ ​ ‌ ‌​‌ ‌‌‌‍‌​‌‍‍‌‌‍ ​‍ ‌‍‍‌‌‍ ‍‌ ‌​‌‍‌‌‌‍ ‍‌ ‌​​‍ ‌‍‌‌‌‍‌​‌‍‍‌‌ ‌​​‍ ‌‍ ‌‌‍ ‌‍‌​‌‍‌‌​ ‌‌ ​​‌ ​‍‌‍‌‌‌ ​ ‌‍‌‌‌‍ ‍‌ ‌​‌‍​‌‌ ‌​‌‍‍‌‌‍ ‌‍ ‍​ ‍ ‌‍‍‌‌‍‌​​ ‌‌‍‌‍‌‍ ‌‍ ‌ ‌​‌‍‌‌‌ ​‍​ ‍ ‌ ‌​‌ ‍‌‌ ​​‌‍‌‌​ ‌‌‍‌‍‌‍ ‌‍ ‌ ‌​‌‍‌‌‌ ​‍​ ‍ ‌ ​​‌‍​‌‌ ‌​‌‍‍​​ ‌‌‍​ ‌‍ ‌‍ ​‌ ‌‌‌‍ ‌‌‍ ‍‌ ​ ​‍‌‌​ ‌‌‌​​‍‌‌ ‌‍‍ ‌‍‌‌‌ ‍‌​‍‌‌​ ​ ‌​‌​​‍‌‌​ ​ ‌​‌​​‍‌‌​ ​‍​ ​‍​ ‍​‌‍​‍‌‍‌​​ ​‌‌‍​‍‌‍‌‌‌‍‌‌‌‍‌​‌‍​‌​ ​‍‌‍‌‌‌‍​‌​‍‌‌​ ​‍​ ​‍​‍‌‌​ ‌‌‌​‌​​‍ ‍‌‍ ​‌‍‍‌‌‍ ‍‌‍‍ ‌ ​ ​‍‌‌​ ‌‌‌​​‍‌‌ ‌‍‍ ‌‍‌‌‌ ‍‌​‍‌‌​ ​ ‌​‌​​‍‌‌​ ​ ‌​‌​​‍‌‌​ ​‍​ ​‍‌‍‌‍​ ‌‌​ ​‍​ ‍‌‌‍​‌‌‍‌​​ ‍​‌‍​‍​ ‍‌​ ​‍​ ‌​​ ​ ​‍‌‌​ ​‍​ ​‍​‍‌‌​ ‌‌‌​‌​​‍ ‍‌‍ ‍‌‍​‌‌‍ ‌‌‍‌‌​ ‌‍​‍‌‍​‌‌ ​ ‌‍‌‌‌‌‌‌‌ ​‍‌‍ ​​ ‌‌‍‍​‌ ‌​‌ ‌​‌ ​​‌ ​ ​‍‌‌​ ​ ‌​​‌​‍‌‌​ ​‍‌​‌‍​‍‌‌​ ​‍‌​‌‍‌‍​ ‌‍‍​‌‍‌‌‌‍ ​‌ ​ ‌‍‌‌‌‍​‌‌ ​​‌‍‍‌‌‍‌‌‌ ​‍‌ ​ ​‍ ‍‌ ​ ‌‍​‌‌‍ ‍‌‍‍‌‌ ‌​‌ ‍‌​‍ ‍‌ ​ ‌ ‌​‌ ‌‌‌‍‌​‌‍‍‌‌‍ ​‍‌‍‌‍‍‌‌‍‌​​ ‌‌‍‌‍‌‍ ‌‍ ‌ ‌​‌‍‌‌‌ ​‍​‍‌‍‌ ‌​‌ ‍‌‌ ​​‌‍‌‌​ ‌‌‍‌‍‌‍ ‌‍ ‌ ‌​‌‍‌‌‌ ​‍​‍‌‍‌ ​​‌‍​‌‌ ‌​‌‍‍​​ ‌‌‍​ ‌‍ ‌‍ ​‌ ‌‌‌‍ ‌‌‍ ‍‌ ​ ​‍‌‌​ ‌‌‌​​‍‌‌ ‌‍‍ ‌‍‌‌‌ ‍‌​‍‌‌​ ​ ‌​‌​​‍‌‌​ ​ ‌​‌​​‍‌‌​ ​‍​ ​‍​ ‍​‌‍​‍‌‍‌​​ ​‌‌‍​‍‌‍‌‌‌‍‌‌‌‍‌​‌‍​‌​ ​‍‌‍‌‌‌‍​‌​‍‌‌​ ​‍​ ​‍​‍‌‌​ ‌‌‌​‌​​‍ ‍‌‍ ​‌‍‍‌‌‍ ‍‌‍‍ ‌ ​ ​‍‌‌​ ‌‌‌​​‍‌‌ ‌‍‍ ‌‍‌‌‌ ‍‌​‍‌‌​ ​ ‌​‌​​‍‌‌​ ​ ‌​‌​​‍‌‌​ ​‍​ ​‍‌‍‌‍​ ‌‌​ ​‍​ ‍‌‌‍​‌‌‍‌​​ ‍​‌‍​‍​ ‍‌​ ​‍​ ‌​​ ​ ​‍‌‌​ ​‍​ ​‍​‍‌‌​ ‌‌‌​‌​​‍ ‍‌‍ ‍‌‍​‌‌‍ ‌‌‍‌‌​‍‌‍‌ ​​‌‍‌‌‌ ​‍‌ ​ ‌ ​​‌‍‌‌‌‍​ ‌ ‌​‌‍‍‌‌ ‌‍‌‍‌‌​ ‌‌ ​​‌ ‌‌‌‍​‍‌‍ ​‌‍‍‌‌ ​ ‌‍‍​‌‍‌‌‌‍‌​​‍​‍‌ ‌
@chelseapiersnyc​​​​‌ ‍ ​‍​‍‌‍ ‌ ​‍‌‍‍‌‌‍‌ ‌‍‍‌‌‍ ‍​‍​‍​ ‍‍​‍​‍‌ ​ ‌‍​‌‌‍ ‍‌‍‍‌‌ ‌​‌ ‍‌​‍ ‍‌‍‍‌‌‍ ​‍​‍​‍ ​​‍​‍‌‍‍​‌ ​‍‌‍‌‌‌‍‌‍​‍​‍​ ‍‍​‍​‍‌‍‍​‌ ‌​‌ ‌​‌ ​​‌ ​ ​ ‍‍​‍ ​‍ ‌‍​ ‌‍‍​‌‍‌‌‌‍ ​‌ ​ ‌‍‌‌‌‍​‌‌ ​​‌‍‍‌‌‍‌‌‌ ​‍‌ ​ ​‍ ‍‌ ​ ‌‍​‌‌‍ ‍‌‍‍‌‌ ‌​‌ ‍‌​‍ ‍‌ ​ ‌ ‌​‌ ‌‌‌‍‌​‌‍‍‌‌‍ ​‍ ‌‍‍‌‌‍ ‍‌ ‌​‌‍‌‌‌‍ ‍‌ ‌​​‍ ‌‍‌‌‌‍‌​‌‍‍‌‌ ‌​​‍ ‌‍ ‌‌‍ ‌‍‌​‌‍‌‌​ ‌‌ ​​‌ ​‍‌‍‌‌‌ ​ ‌‍‌‌‌‍ ‍‌ ‌​‌‍​‌‌ ‌​‌‍‍‌‌‍ ‌‍ ‍​ ‍ ‌‍‍‌‌‍‌​​ ‌‌‍‌‍‌‍ ‌‍ ‌ ‌​‌‍‌‌‌ ​‍​ ‍ ‌ ‌​‌ ‍‌‌ ​​‌‍‌‌​ ‌‌‍‌‍‌‍ ‌‍ ‌ ‌​‌‍‌‌‌ ​‍​ ‍ ‌ ​​‌‍​‌‌ ‌​‌‍‍​​ ‌‌‍​ ‌‍ ‌‍ ​‌ ‌‌‌‍ ‌‌‍ ‍‌ ​ ​‍‌‌​ ‌‌‌​​‍‌‌ ‌‍‍ ‌‍‌‌‌ ‍‌​‍‌‌​ ​ ‌​‌​​‍‌‌​ ​ ‌​‌​​‍‌‌​ ​‍​ ​‍​ ‍​‌‍​‍‌‍‌​​ ​‌‌‍​‍‌‍‌‌‌‍‌‌‌‍‌​‌‍​‌​ ​‍‌‍‌‌‌‍​‌​‍‌‌​ ​‍​ ​‍​‍‌‌​ ‌‌‌​‌​​‍ ‍‌‍ ​‌‍‍‌‌‍ ‍‌‍‍ ‌ ​ ​‍‌‌​ ‌‌‌​​‍‌‌ ‌‍‍ ‌‍‌‌‌ ‍‌​‍‌‌​ ​ ‌​‌​​‍‌‌​ ​ ‌​‌​​‍‌‌​ ​‍​ ​‍​ ‌​​ ​ ​ ​​‌‍‌‌‌‍​ ‌‍​‌​ ​​​ ‌​‌‍‌‌‌‍‌‍​ ‌​​ ‍‌​‍‌‌​ ​‍​ ​‍​‍‌‌​ ‌‌‌​‌​​‍ ‍‌‍ ‍‌‍​‌‌‍ ‌‌‍‌‌​ ‌‍​‍‌‍​‌‌ ​ ‌‍‌‌‌‌‌‌‌ ​‍‌‍ ​​ ‌‌‍‍​‌ ‌​‌ ‌​‌ ​​‌ ​ ​‍‌‌​ ​ ‌​​‌​‍‌‌​ ​‍‌​‌‍​‍‌‌​ ​‍‌​‌‍‌‍​ ‌‍‍​‌‍‌‌‌‍ ​‌ ​ ‌‍‌‌‌‍​‌‌ ​​‌‍‍‌‌‍‌‌‌ ​‍‌ ​ ​‍ ‍‌ ​ ‌‍​‌‌‍ ‍‌‍‍‌‌ ‌​‌ ‍‌​‍ ‍‌ ​ ‌ ‌​‌ ‌‌‌‍‌​‌‍‍‌‌‍ ​‍‌‍‌‍‍‌‌‍‌​​ ‌‌‍‌‍‌‍ ‌‍ ‌ ‌​‌‍‌‌‌ ​‍​‍‌‍‌ ‌​‌ ‍‌‌ ​​‌‍‌‌​ ‌‌‍‌‍‌‍ ‌‍ ‌ ‌​‌‍‌‌‌ ​‍​‍‌‍‌ ​​‌‍​‌‌ ‌​‌‍‍​​ ‌‌‍​ ‌‍ ‌‍ ​‌ ‌‌‌‍ ‌‌‍ ‍‌ ​ ​‍‌‌​ ‌‌‌​​‍‌‌ ‌‍‍ ‌‍‌‌‌ ‍‌​‍‌‌​ ​ ‌​‌​​‍‌‌​ ​ ‌​‌​​‍‌‌​ ​‍​ ​‍​ ‍​‌‍​‍‌‍‌​​ ​‌‌‍​‍‌‍‌‌‌‍‌‌‌‍‌​‌‍​‌​ ​‍‌‍‌‌‌‍​‌​‍‌‌​ ​‍​ ​‍​‍‌‌​ ‌‌‌​‌​​‍ ‍‌‍ ​‌‍‍‌‌‍ ‍‌‍‍ ‌ ​ ​‍‌‌​ ‌‌‌​​‍‌‌ ‌‍‍ ‌‍‌‌‌ ‍‌​‍‌‌​ ​ ‌​‌​​‍‌‌​ ​ ‌​‌​​‍‌‌​ ​‍​ ​‍​ ‌​​ ​ ​ ​​‌‍‌‌‌‍​ ‌‍​‌​ ​​​ ‌​‌‍‌‌‌‍‌‍​ ‌​​ ‍‌​‍‌‌​ ​‍​ ​‍​‍‌‌​ ‌‌‌​‌​​‍ ‍‌‍ ‍‌‍​‌‌‍ ‌‌‍‌‌​‍‌‍‌ ​​‌‍‌‌‌ ​‍‌ ​ ‌ ​​‌‍‌‌‌‍​ ‌ ‌​‌‍‍‌‌ ‌‍‌‍‌‌​ ‌‌ ​​‌ ‌‌‌‍​‍‌‍ ​‌‍‍‌‌ ​ ‌‍‍​‌‍‌‌‌‍‌​​‍​‍‌ ‌
@chelseapiersbrooklyn​​​​‌ ‍ ​‍​‍‌‍ ‌ ​‍‌‍‍‌‌‍‌ ‌‍‍‌‌‍ ‍​‍​‍​ ‍‍​‍​‍‌ ​ ‌‍​‌‌‍ ‍‌‍‍‌‌ ‌​‌ ‍‌​‍ ‍‌‍‍‌‌‍ ​‍​‍​‍ ​​‍​‍‌‍‍​‌ ​‍‌‍‌‌‌‍‌‍​‍​‍​ ‍‍​‍​‍‌‍‍​‌ ‌​‌ ‌​‌ ​​‌ ​ ​ ‍‍​‍ ​‍ ‌‍​ ‌‍‍​‌‍‌‌‌‍ ​‌ ​ ‌‍‌‌‌‍​‌‌ ​​‌‍‍‌‌‍‌‌‌ ​‍‌ ​ ​‍ ‍‌ ​ ‌‍​‌‌‍ ‍‌‍‍‌‌ ‌​‌ ‍‌​‍ ‍‌ ​ ‌ ‌​‌ ‌‌‌‍‌​‌‍‍‌‌‍ ​‍ ‌‍‍‌‌‍ ‍‌ ‌​‌‍‌‌‌‍ ‍‌ ‌​​‍ ‌‍‌‌‌‍‌​‌‍‍‌‌ ‌​​‍ ‌‍ ‌‌‍ ‌‍‌​‌‍‌‌​ ‌‌ ​​‌ ​‍‌‍‌‌‌ ​ ‌‍‌‌‌‍ ‍‌ ‌​‌‍​‌‌ ‌​‌‍‍‌‌‍ ‌‍ ‍​ ‍ ‌‍‍‌‌‍‌​​ ‌‌‍‌‍‌‍ ‌‍ ‌ ‌​‌‍‌‌‌ ​‍​ ‍ ‌ ‌​‌ ‍‌‌ ​​‌‍‌‌​ ‌‌‍‌‍‌‍ ‌‍ ‌ ‌​‌‍‌‌‌ ​‍​ ‍ ‌ ​​‌‍​‌‌ ‌​‌‍‍​​ ‌‌‍​ ‌‍ ‌‍ ​‌ ‌‌‌‍ ‌‌‍ ‍‌ ​ ​‍‌‌​ ‌‌‌​​‍‌‌ ‌‍‍ ‌‍‌‌‌ ‍‌​‍‌‌​ ​ ‌​‌​​‍‌‌​ ​ ‌​‌​​‍‌‌​ ​‍​ ​‍​ ‍​‌‍​‍‌‍‌​​ ​‌‌‍​‍‌‍‌‌‌‍‌‌‌‍‌​‌‍​‌​ ​‍‌‍‌‌‌‍​‌​‍‌‌​ ​‍​ ​‍​‍‌‌​ ‌‌‌​‌​​‍ ‍‌‍ ​‌‍‍‌‌‍ ‍‌‍‍ ‌ ​ ​‍‌‌​ ‌‌‌​​‍‌‌ ‌‍‍ ‌‍‌‌‌ ‍‌​‍‌‌​ ​ ‌​‌​​‍‌‌​ ​ ‌​‌​​‍‌‌​ ​‍​ ​‍​ ​ ​ ‌ ​ ‍​​ ​‌‌‍‌​​ ​‍‌‍‌​‌‍​‍‌‍‌‌​ ‌ ​ ​‍​ ​​​ ‌‍​ ‍‌​ ‌‌​ ​ ​ ​‍​ ‌​‌‍‌‍‌‍‌‍‌‍​‌​ ‌‌​ ‌‌‌‍​‍‌‍​ ‌‍‌‌​ ‌‌‌‍‌‌‌‍​ ‌‍​‌​ ‍​​ ​‍​‍‌‌​ ​‍​ ​‍​‍‌‌​ ‌‌‌​‌​​‍ ‍‌‍ ‍‌‍​‌‌‍ ‌‌‍‌‌​ ‌‍​‍‌‍​‌‌ ​ ‌‍‌‌‌‌‌‌‌ ​‍‌‍ ​​ ‌‌‍‍​‌ ‌​‌ ‌​‌ ​​‌ ​ ​‍‌‌​ ​ ‌​​‌​‍‌‌​ ​‍‌​‌‍​‍‌‌​ ​‍‌​‌‍‌‍​ ‌‍‍​‌‍‌‌‌‍ ​‌ ​ ‌‍‌‌‌‍​‌‌ ​​‌‍‍‌‌‍‌‌‌ ​‍‌ ​ ​‍ ‍‌ ​ ‌‍​‌‌‍ ‍‌‍‍‌‌ ‌​‌ ‍‌​‍ ‍‌ ​ ‌ ‌​‌ ‌‌‌‍‌​‌‍‍‌‌‍ ​‍‌‍‌‍‍‌‌‍‌​​ ‌‌‍‌‍‌‍ ‌‍ ‌ ‌​‌‍‌‌‌ ​‍​‍‌‍‌ ‌​‌ ‍‌‌ ​​‌‍‌‌​ ‌‌‍‌‍‌‍ ‌‍ ‌ ‌​‌‍‌‌‌ ​‍​‍‌‍‌ ​​‌‍​‌‌ ‌​‌‍‍​​ ‌‌‍​ ‌‍ ‌‍ ​‌ ‌‌‌‍ ‌‌‍ ‍‌ ​ ​‍‌‌​ ‌‌‌​​‍‌‌ ‌‍‍ ‌‍‌‌‌ ‍‌​‍‌‌​ ​ ‌​‌​​‍‌‌​ ​ ‌​‌​​‍‌‌​ ​‍​ ​‍​ ‍​‌‍​‍‌‍‌​​ ​‌‌‍​‍‌‍‌‌‌‍‌‌‌‍‌​‌‍​‌​ ​‍‌‍‌‌‌‍​‌​‍‌‌​ ​‍​ ​‍​‍‌‌​ ‌‌‌​‌​​‍ ‍‌‍ ​‌‍‍‌‌‍ ‍‌‍‍ ‌ ​ ​‍‌‌​ ‌‌‌​​‍‌‌ ‌‍‍ ‌‍‌‌‌ ‍‌​‍‌‌​ ​ ‌​‌​​‍‌‌​ ​ ‌​‌​​‍‌‌​ ​‍​ ​‍​ ​ ​ ‌ ​ ‍​​ ​‌‌‍‌​​ ​‍‌‍‌​‌‍​‍‌‍‌‌​ ‌ ​ ​‍​ ​​​ ‌‍​ ‍‌​ ‌‌​ ​ ​ ​‍​ ‌​‌‍‌‍‌‍‌‍‌‍​‌​ ‌‌​ ‌‌‌‍​‍‌‍​ ‌‍‌‌​ ‌‌‌‍‌‌‌‍​ ‌‍​‌​ ‍​​ ​‍​‍‌‌​ ​‍​ ​‍​‍‌‌​ ‌‌‌​‌​​‍ ‍‌‍ ‍‌‍​‌‌‍ ‌‌‍‌‌​‍‌‍‌ ​​‌‍‌‌‌ ​‍‌ ​ ‌ ​​‌‍‌‌‌‍​ ‌ ‌​‌‍‍‌‌ ‌‍‌‍‌‌​ ‌‌ ​​‌ ‌‌‌‍​‍‌‍ ​‌‍‍‌‌ ​ ‌‍‍​‌‍‌‌‌‍‌​​‍​‍‌ ‌
@chelseapiersct​​​​‌ ‍ ​‍​‍‌‍ ‌ ​‍‌‍‍‌‌‍‌ ‌‍‍‌‌‍ ‍​‍​‍​ ‍‍​‍​‍‌ ​ ‌‍​‌‌‍ ‍‌‍‍‌‌ ‌​‌ ‍‌​‍ ‍‌‍‍‌‌‍ ​‍​‍​‍ ​​‍​‍‌‍‍​‌ ​‍‌‍‌‌‌‍‌‍​‍​‍​ ‍‍​‍​‍‌‍‍​‌ ‌​‌ ‌​‌ ​​‌ ​ ​ ‍‍​‍ ​‍ ‌‍​ ‌‍‍​‌‍‌‌‌‍ ​‌ ​ ‌‍‌‌‌‍​‌‌ ​​‌‍‍‌‌‍‌‌‌ ​‍‌ ​ ​‍ ‍‌ ​ ‌‍​‌‌‍ ‍‌‍‍‌‌ ‌​‌ ‍‌​‍ ‍‌ ​ ‌ ‌​‌ ‌‌‌‍‌​‌‍‍‌‌‍ ​‍ ‌‍‍‌‌‍ ‍‌ ‌​‌‍‌‌‌‍ ‍‌ ‌​​‍ ‌‍‌‌‌‍‌​‌‍‍‌‌ ‌​​‍ ‌‍ ‌‌‍ ‌‍‌​‌‍‌‌​ ‌‌ ​​‌ ​‍‌‍‌‌‌ ​ ‌‍‌‌‌‍ ‍‌ ‌​‌‍​‌‌ ‌​‌‍‍‌‌‍ ‌‍ ‍​ ‍ ‌‍‍‌‌‍‌​​ ‌‌‍‌‍‌‍ ‌‍ ‌ ‌​‌‍‌‌‌ ​‍​ ‍ ‌ ‌​‌ ‍‌‌ ​​‌‍‌‌​ ‌‌‍‌‍‌‍ ‌‍ ‌ ‌​‌‍‌‌‌ ​‍​ ‍ ‌ ​​‌‍​‌‌ ‌​‌‍‍​​ ‌‌‍​ ‌‍ ‌‍ ​‌ ‌‌‌‍ ‌‌‍ ‍‌ ​ ​‍‌‌​ ‌‌‌​​‍‌‌ ‌‍‍ ‌‍‌‌‌ ‍‌​‍‌‌​ ​ ‌​‌​​‍‌‌​ ​ ‌​‌​​‍‌‌​ ​‍​ ​‍​ ‍​‌‍​‍‌‍‌​​ ​‌‌‍​‍‌‍‌‌‌‍‌‌‌‍‌​‌‍​‌​ ​‍‌‍‌‌‌‍​‌​‍‌‌​ ​‍​ ​‍​‍‌‌​ ‌‌‌​‌​​‍ ‍‌‍ ​‌‍‍‌‌‍ ‍‌‍‍ ‌ ​ ​‍‌‌​ ‌‌‌​​‍‌‌ ‌‍‍ ‌‍‌‌‌ ‍‌​‍‌‌​ ​ ‌​‌​​‍‌‌​ ​ ‌​‌​​‍‌‌​ ​‍​ ​‍‌‍​‌‌‍‌​​ ‌ ‌‍‌‌‌‍​ ​ ‌‌​ ‌‍​ ‌​​ ​​​ ‌ ‌‍​‍‌‍​‌‌‍‌​​ ‌‍‌‍‌‍​ ‍​​ ‍‌‌‍‌‍‌‍​‍​ ‌‍‌‍​‍​ ​​​ ‌​​ ​ ‌‍‌​‌‍​‍​ ​‌​ ‌‍​ ​ ​ ‌ ​ ​‌​ ‌‍​‍‌‌​ ​‍​ ​‍​‍‌‌​ ‌‌‌​‌​​‍ ‍‌‍ ‍‌‍​‌‌‍ ‌‌‍‌‌​ ‌‍​‍‌‍​‌‌ ​ ‌‍‌‌‌‌‌‌‌ ​‍‌‍ ​​ ‌‌‍‍​‌ ‌​‌ ‌​‌ ​​‌ ​ ​‍‌‌​ ​ ‌​​‌​‍‌‌​ ​‍‌​‌‍​‍‌‌​ ​‍‌​‌‍‌‍​ ‌‍‍​‌‍‌‌‌‍ ​‌ ​ ‌‍‌‌‌‍​‌‌ ​​‌‍‍‌‌‍‌‌‌ ​‍‌ ​ ​‍ ‍‌ ​ ‌‍​‌‌‍ ‍‌‍‍‌‌ ‌​‌ ‍‌​‍ ‍‌ ​ ‌ ‌​‌ ‌‌‌‍‌​‌‍‍‌‌‍ ​‍‌‍‌‍‍‌‌‍‌​​ ‌‌‍‌‍‌‍ ‌‍ ‌ ‌​‌‍‌‌‌ ​‍​‍‌‍‌ ‌​‌ ‍‌‌ ​​‌‍‌‌​ ‌‌‍‌‍‌‍ ‌‍ ‌ ‌​‌‍‌‌‌ ​‍​‍‌‍‌ ​​‌‍​‌‌ ‌​‌‍‍​​ ‌‌‍​ ‌‍ ‌‍ ​‌ ‌‌‌‍ ‌‌‍ ‍‌ ​ ​‍‌‌​ ‌‌‌​​‍‌‌ ‌‍‍ ‌‍‌‌‌ ‍‌​‍‌‌​ ​ ‌​‌​​‍‌‌​ ​ ‌​‌​​‍‌‌​ ​‍​ ​‍​ ‍​‌‍​‍‌‍‌​​ ​‌‌‍​‍‌‍‌‌‌‍‌‌‌‍‌​‌‍​‌​ ​‍‌‍‌‌‌‍​‌​‍‌‌​ ​‍​ ​‍​‍‌‌​ ‌‌‌​‌​​‍ ‍‌‍ ​‌‍‍‌‌‍ ‍‌‍‍ ‌ ​ ​‍‌‌​ ‌‌‌​​‍‌‌ ‌‍‍ ‌‍‌‌‌ ‍‌​‍‌‌​ ​ ‌​‌​​‍‌‌​ ​ ‌​‌​​‍‌‌​ ​‍​ ​‍‌‍​‌‌‍‌​​ ‌ ‌‍‌‌‌‍​ ​ ‌‌​ ‌‍​ ‌​​ ​​​ ‌ ‌‍​‍‌‍​‌‌‍‌​​ ‌‍‌‍‌‍​ ‍​​ ‍‌‌‍‌‍‌‍​‍​ ‌‍‌‍​‍​ ​​​ ‌​​ ​ ‌‍‌​‌‍​‍​ ​‌​ ‌‍​ ​ ​ ‌ ​ ​‌​ ‌‍​‍‌‌​ ​‍​ ​‍​‍‌‌​ ‌‌‌​‌​​‍ ‍‌‍ ‍‌‍​‌‌‍ ‌‌‍‌‌​‍‌‍‌ ​​‌‍‌‌‌ ​‍‌ ​ ‌ ​​‌‍‌‌‌‍​ ‌ ‌​‌‍‍‌‌ ‌‍‌‍‌‌​ ‌‌ ​​‌ ‌‌‌‍​‍‌‍ ​‌‍‍‌‌ ​ ‌‍‍​‌‍‌‌‌‍‌​​‍​‍‌ ‌
Locations​​​​‌ ‍ ​‍​‍‌‍ ‌ ​‍‌‍‍‌‌‍‌ ‌‍‍‌‌‍ ‍​‍​‍​ ‍‍​‍​‍‌ ​ ‌‍​‌‌‍ ‍‌‍‍‌‌ ‌​‌ ‍‌​‍ ‍‌‍‍‌‌‍ ​‍​‍​‍ ​​‍​‍‌‍‍​‌ ​‍‌‍‌‌‌‍‌‍​‍​‍​ ‍‍​‍​‍‌‍‍​‌ ‌​‌ ‌​‌ ​​‌ ​ ​ ‍‍​‍ ​‍ ‌‍​ ‌‍‍​‌‍‌‌‌‍ ​‌ ​ ‌‍‌‌‌‍​‌‌ ​​‌‍‍‌‌‍‌‌‌ ​‍‌ ​ ​‍ ‍‌ ​ ‌‍​‌‌‍ ‍‌‍‍‌‌ ‌​‌ ‍‌​‍ ‍‌ ​ ‌ ‌​‌ ‌‌‌‍‌​‌‍‍‌‌‍ ​‍ ‌‍‍‌‌‍ ‍‌ ‌​‌‍‌‌‌‍ ‍‌ ‌​​‍ ‌‍‌‌‌‍‌​‌‍‍‌‌ ‌​​‍ ‌‍ ‌‌‍ ‌‍‌​‌‍‌‌​ ‌‌ ​​‌ ​‍‌‍‌‌‌ ​ ‌‍‌‌‌‍ ‍‌ ‌​‌‍​‌‌ ‌​‌‍‍‌‌‍ ‌‍ ‍​ ‍ ‌‍‍‌‌‍‌​​ ‌‌‍‌‍‌‍ ‌‍ ‌ ‌​‌‍‌‌‌ ​‍​ ‍ ‌ ‌​‌ ‍‌‌ ​​‌‍‌‌​ ‌‌‍‌‍‌‍ ‌‍ ‌ ‌​‌‍‌‌‌ ​‍​ ‍ ‌ ​​‌‍​‌‌ ‌​‌‍‍​​ ‌‌‍​ ‌‍ ‌‍ ​‌ ‌‌‌‍ ‌‌‍ ‍‌ ​ ​‍‌‌​ ‌‌‌​​‍‌‌ ‌‍‍ ‌‍‌‌‌ ‍‌​‍‌‌​ ​ ‌​‌​​‍‌‌​ ​ ‌​‌​​‍‌‌​ ​‍​ ​‍‌‍‌‌‌‍​‍​ ​‍​ ‍​‌‍​ ​ ‌‌‌‍​ ‌‍​ ‌‍‌‌‌‍​‍‌‍​‌​ ​‌​‍‌‌​ ​‍​ ​‍​‍‌‌​ ‌‌‌​‌​​‍ ‍‌ ‌​‌‍‍‌‌ ‌​‌‍ ​‌‍‌‌​ ‌‍​‍‌‍​‌‌ ​ ‌‍‌‌‌‌‌‌‌ ​‍‌‍ ​​ ‌‌‍‍​‌ ‌​‌ ‌​‌ ​​‌ ​ ​‍‌‌​ ​ ‌​​‌​‍‌‌​ ​‍‌​‌‍​‍‌‌​ ​‍‌​‌‍‌‍​ ‌‍‍​‌‍‌‌‌‍ ​‌ ​ ‌‍‌‌‌‍​‌‌ ​​‌‍‍‌‌‍‌‌‌ ​‍‌ ​ ​‍ ‍‌ ​ ‌‍​‌‌‍ ‍‌‍‍‌‌ ‌​‌ ‍‌​‍ ‍‌ ​ ‌ ‌​‌ ‌‌‌‍‌​‌‍‍‌‌‍ ​‍‌‍‌‍‍‌‌‍‌​​ ‌‌‍‌‍‌‍ ‌‍ ‌ ‌​‌‍‌‌‌ ​‍​‍‌‍‌ ‌​‌ ‍‌‌ ​​‌‍‌‌​ ‌‌‍‌‍‌‍ ‌‍ ‌ ‌​‌‍‌‌‌ ​‍​‍‌‍‌ ​​‌‍​‌‌ ‌​‌‍‍​​ ‌‌‍​ ‌‍ ‌‍ ​‌ ‌‌‌‍ ‌‌‍ ‍‌ ​ ​‍‌‌​ ‌‌‌​​‍‌‌ ‌‍‍ ‌‍‌‌‌ ‍‌​‍‌‌​ ​ ‌​‌​​‍‌‌​ ​ ‌​‌​​‍‌‌​ ​‍​ ​‍‌‍‌‌‌‍​‍​ ​‍​ ‍​‌‍​ ​ ‌‌‌‍​ ‌‍​ ‌‍‌‌‌‍​‍‌‍​‌​ ​‌​‍‌‌​ ​‍​ ​‍​‍‌‌​ ‌‌‌​‌​​‍ ‍‌ ‌​‌‍‍‌‌ ‌​‌‍ ​‌‍‌‌​‍‌‍‌ ​​‌‍‌‌‌ ​‍‌ ​ ‌ ​​‌‍‌‌‌‍​ ‌ ‌​‌‍‍‌‌ ‌‍‌‍‌‌​ ‌‌ ​​‌ ‌‌‌‍​‍‌‍ ​‌‍‍‌‌ ​ ‌‍‍​‌‍‌‌‌‍‌​​‍​‍‌ ‌
Fitness​​​​‌ ‍ ​‍​‍‌‍ ‌ ​‍‌‍‍‌‌‍‌ ‌‍‍‌‌‍ ‍​‍​‍​ ‍‍​‍​‍‌ ​ ‌‍​‌‌‍ ‍‌‍‍‌‌ ‌​‌ ‍‌​‍ ‍‌‍‍‌‌‍ ​‍​‍​‍ ​​‍​‍‌‍‍​‌ ​‍‌‍‌‌‌‍‌‍​‍​‍​ ‍‍​‍​‍‌‍‍​‌ ‌​‌ ‌​‌ ​​‌ ​ ​ ‍‍​‍ ​‍ ‌‍​ ‌‍‍​‌‍‌‌‌‍ ​‌ ​ ‌‍‌‌‌‍​‌‌ ​​‌‍‍‌‌‍‌‌‌ ​‍‌ ​ ​‍ ‍‌ ​ ‌‍​‌‌‍ ‍‌‍‍‌‌ ‌​‌ ‍‌​‍ ‍‌ ​ ‌ ‌​‌ ‌‌‌‍‌​‌‍‍‌‌‍ ​‍ ‌‍‍‌‌‍ ‍‌ ‌​‌‍‌‌‌‍ ‍‌ ‌​​‍ ‌‍‌‌‌‍‌​‌‍‍‌‌ ‌​​‍ ‌‍ ‌‌‍ ‌‍‌​‌‍‌‌​ ‌‌ ​​‌ ​‍‌‍‌‌‌ ​ ‌‍‌‌‌‍ ‍‌ ‌​‌‍​‌‌ ‌​‌‍‍‌‌‍ ‌‍ ‍​ ‍ ‌‍‍‌‌‍‌​​ ‌‌‍‌‍‌‍ ‌‍ ‌ ‌​‌‍‌‌‌ ​‍​ ‍ ‌ ‌​‌ ‍‌‌ ​​‌‍‌‌​ ‌‌‍‌‍‌‍ ‌‍ ‌ ‌​‌‍‌‌‌ ​‍​ ‍ ‌ ​​‌‍​‌‌ ‌​‌‍‍​​ ‌‌‍​ ‌‍ ‌‍ ​‌ ‌‌‌‍ ‌‌‍ ‍‌ ​ ​‍‌‌​ ‌‌‌​​‍‌‌ ‌‍‍ ‌‍‌‌‌ ‍‌​‍‌‌​ ​ ‌​‌​​‍‌‌​ ​ ‌​‌​​‍‌‌​ ​‍​ ​‍‌‍‌‌‌‍​‍​ ​‍​ ‍​‌‍​ ​ ‌‌‌‍​ ‌‍​ ‌‍‌‌‌‍​‍‌‍​‌​ ​‌​‍‌‌​ ​‍​ ​‍​‍‌‌​ ‌‌‌​‌​​‍ ‍‌‍ ​‌‍‍‌‌‍ ‍‌‍‍ ‌ ​ ​‍‌‌​ ‌‌‌​​‍‌‌ ‌‍‍ ‌‍‌‌‌ ‍‌​‍‌‌​ ​ ‌​‌​​‍‌‌​ ​ ‌​‌​​‍‌‌​ ​‍​ ​‍​ ​‍​ ​ ​ ​ ‌‍​ ‌‍‌‌​ ‍​​ ‌‍​ ​‌​ ‌​‌‍​‌‌‍​ ​ ‍‌​‍‌‌​ ​‍​ ​‍​‍‌‌​ ‌‌‌​‌​​‍ ‍‌‍ ‍‌‍​‌‌‍ ‌‌‍‌‌​ ‌‍​‍‌‍​‌‌ ​ ‌‍‌‌‌‌‌‌‌ ​‍‌‍ ​​ ‌‌‍‍​‌ ‌​‌ ‌​‌ ​​‌ ​ ​‍‌‌​ ​ ‌​​‌​‍‌‌​ ​‍‌​‌‍​‍‌‌​ ​‍‌​‌‍‌‍​ ‌‍‍​‌‍‌‌‌‍ ​‌ ​ ‌‍‌‌‌‍​‌‌ ​​‌‍‍‌‌‍‌‌‌ ​‍‌ ​ ​‍ ‍‌ ​ ‌‍​‌‌‍ ‍‌‍‍‌‌ ‌​‌ ‍‌​‍ ‍‌ ​ ‌ ‌​‌ ‌‌‌‍‌​‌‍‍‌‌‍ ​‍‌‍‌‍‍‌‌‍‌​​ ‌‌‍‌‍‌‍ ‌‍ ‌ ‌​‌‍‌‌‌ ​‍​‍‌‍‌ ‌​‌ ‍‌‌ ​​‌‍‌‌​ ‌‌‍‌‍‌‍ ‌‍ ‌ ‌​‌‍‌‌‌ ​‍​‍‌‍‌ ​​‌‍​‌‌ ‌​‌‍‍​​ ‌‌‍​ ‌‍ ‌‍ ​‌ ‌‌‌‍ ‌‌‍ ‍‌ ​ ​‍‌‌​ ‌‌‌​​‍‌‌ ‌‍‍ ‌‍‌‌‌ ‍‌​‍‌‌​ ​ ‌​‌​​‍‌‌​ ​ ‌​‌​​‍‌‌​ ​‍​ ​‍‌‍‌‌‌‍​‍​ ​‍​ ‍​‌‍​ ​ ‌‌‌‍​ ‌‍​ ‌‍‌‌‌‍​‍‌‍​‌​ ​‌​‍‌‌​ ​‍​ ​‍​‍‌‌​ ‌‌‌​‌​​‍ ‍‌‍ ​‌‍‍‌‌‍ ‍‌‍‍ ‌ ​ ​‍‌‌​ ‌‌‌​​‍‌‌ ‌‍‍ ‌‍‌‌‌ ‍‌​‍‌‌​ ​ ‌​‌​​‍‌‌​ ​ ‌​‌​​‍‌‌​ ​‍​ ​‍​ ​‍​ ​ ​ ​ ‌‍​ ‌‍‌‌​ ‍​​ ‌‍​ ​‌​ ‌​‌‍​‌‌‍​ ​ ‍‌​‍‌‌​ ​‍​ ​‍​‍‌‌​ ‌‌‌​‌​​‍ ‍‌‍ ‍‌‍​‌‌‍ ‌‌‍‌‌​‍‌‍‌ ​​‌‍‌‌‌ ​‍‌ ​ ‌ ​​‌‍‌‌‌‍​ ‌ ‌​‌‍‍‌‌ ‌‍‌‍‌‌​ ‌‌ ​​‌ ‌‌‌‍​‍‌‍ ​‌‍‍‌‌ ​ ‌‍‍​‌‍‌‌‌‍‌​​‍​‍‌ ‌
Field House Manhattan​​​​‌ ‍ ​‍​‍‌‍ ‌ ​‍‌‍‍‌‌‍‌ ‌‍‍‌‌‍ ‍​‍​‍​ ‍‍​‍​‍‌ ​ ‌‍​‌‌‍ ‍‌‍‍‌‌ ‌​‌ ‍‌​‍ ‍‌‍‍‌‌‍ ​‍​‍​‍ ​​‍​‍‌‍‍​‌ ​‍‌‍‌‌‌‍‌‍​‍​‍​ ‍‍​‍​‍‌‍‍​‌ ‌​‌ ‌​‌ ​​‌ ​ ​ ‍‍​‍ ​‍ ‌‍​ ‌‍‍​‌‍‌‌‌‍ ​‌ ​ ‌‍‌‌‌‍​‌‌ ​​‌‍‍‌‌‍‌‌‌ ​‍‌ ​ ​‍ ‍‌ ​ ‌‍​‌‌‍ ‍‌‍‍‌‌ ‌​‌ ‍‌​‍ ‍‌ ​ ‌ ‌​‌ ‌‌‌‍‌​‌‍‍‌‌‍ ​‍ ‌‍‍‌‌‍ ‍‌ ‌​‌‍‌‌‌‍ ‍‌ ‌​​‍ ‌‍‌‌‌‍‌​‌‍‍‌‌ ‌​​‍ ‌‍ ‌‌‍ ‌‍‌​‌‍‌‌​ ‌‌ ​​‌ ​‍‌‍‌‌‌ ​ ‌‍‌‌‌‍ ‍‌ ‌​‌‍​‌‌ ‌​‌‍‍‌‌‍ ‌‍ ‍​ ‍ ‌‍‍‌‌‍‌​​ ‌‌‍‌‍‌‍ ‌‍ ‌ ‌​‌‍‌‌‌ ​‍​ ‍ ‌ ‌​‌ ‍‌‌ ​​‌‍‌‌​ ‌‌‍‌‍‌‍ ‌‍ ‌ ‌​‌‍‌‌‌ ​‍​ ‍ ‌ ​​‌‍​‌‌ ‌​‌‍‍​​ ‌‌‍​ ‌‍ ‌‍ ​‌ ‌‌‌‍ ‌‌‍ ‍‌ ​ ​‍‌‌​ ‌‌‌​​‍‌‌ ‌‍‍ ‌‍‌‌‌ ‍‌​‍‌‌​ ​ ‌​‌​​‍‌‌​ ​ ‌​‌​​‍‌‌​ ​‍​ ​‍‌‍‌‌‌‍​‍​ ​‍​ ‍​‌‍​ ​ ‌‌‌‍​ ‌‍​ ‌‍‌‌‌‍​‍‌‍​‌​ ​‌​‍‌‌​ ​‍​ ​‍​‍‌‌​ ‌‌‌​‌​​‍ ‍‌‍ ​‌‍‍‌‌‍ ‍‌‍‍ ‌ ​ ​‍‌‌​ ‌‌‌​​‍‌‌ ‌‍‍ ‌‍‌‌‌ ‍‌​‍‌‌​ ​ ‌​‌​​‍‌‌​ ​ ‌​‌​​‍‌‌​ ​‍​ ​‍​ ​‌​ ​ ​ ​‌‌‍​‍​ ​​​ ​‌‌‍​‌​ ‌ ​ ​‍​ ​‍​ ‌‍​ ‌​​‍‌‌​ ​‍​ ​‍​‍‌‌​ ‌‌‌​‌​​‍ ‍‌‍ ‍‌‍​‌‌‍ ‌‌‍‌‌​ ‌‍​‍‌‍​‌‌ ​ ‌‍‌‌‌‌‌‌‌ ​‍‌‍ ​​ ‌‌‍‍​‌ ‌​‌ ‌​‌ ​​‌ ​ ​‍‌‌​ ​ ‌​​‌​‍‌‌​ ​‍‌​‌‍​‍‌‌​ ​‍‌​‌‍‌‍​ ‌‍‍​‌‍‌‌‌‍ ​‌ ​ ‌‍‌‌‌‍​‌‌ ​​‌‍‍‌‌‍‌‌‌ ​‍‌ ​ ​‍ ‍‌ ​ ‌‍​‌‌‍ ‍‌‍‍‌‌ ‌​‌ ‍‌​‍ ‍‌ ​ ‌ ‌​‌ ‌‌‌‍‌​‌‍‍‌‌‍ ​‍‌‍‌‍‍‌‌‍‌​​ ‌‌‍‌‍‌‍ ‌‍ ‌ ‌​‌‍‌‌‌ ​‍​‍‌‍‌ ‌​‌ ‍‌‌ ​​‌‍‌‌​ ‌‌‍‌‍‌‍ ‌‍ ‌ ‌​‌‍‌‌‌ ​‍​‍‌‍‌ ​​‌‍​‌‌ ‌​‌‍‍​​ ‌‌‍​ ‌‍ ‌‍ ​‌ ‌‌‌‍ ‌‌‍ ‍‌ ​ ​‍‌‌​ ‌‌‌​​‍‌‌ ‌‍‍ ‌‍‌‌‌ ‍‌​‍‌‌​ ​ ‌​‌​​‍‌‌​ ​ ‌​‌​​‍‌‌​ ​‍​ ​‍‌‍‌‌‌‍​‍​ ​‍​ ‍​‌‍​ ​ ‌‌‌‍​ ‌‍​ ‌‍‌‌‌‍​‍‌‍​‌​ ​‌​‍‌‌​ ​‍​ ​‍​‍‌‌​ ‌‌‌​‌​​‍ ‍‌‍ ​‌‍‍‌‌‍ ‍‌‍‍ ‌ ​ ​‍‌‌​ ‌‌‌​​‍‌‌ ‌‍‍ ‌‍‌‌‌ ‍‌​‍‌‌​ ​ ‌​‌​​‍‌‌​ ​ ‌​‌​​‍‌‌​ ​‍​ ​‍​ ​‌​ ​ ​ ​‌‌‍​‍​ ​​​ ​‌‌‍​‌​ ‌ ​ ​‍​ ​‍​ ‌‍​ ‌​​‍‌‌​ ​‍​ ​‍​‍‌‌​ ‌‌‌​‌​​‍ ‍‌‍ ‍‌‍​‌‌‍ ‌‌‍‌‌​‍‌‍‌ ​​‌‍‌‌‌ ​‍‌ ​ ‌ ​​‌‍‌‌‌‍​ ‌ ‌​‌‍‍‌‌ ‌‍‌‍‌‌​ ‌‌ ​​‌ ‌‌‌‍​‍‌‍ ​‌‍‍‌‌ ​ ‌‍‍​‌‍‌‌‌‍‌​​‍​‍‌ ‌
Field House Brooklyn​​​​‌ ‍ ​‍​‍‌‍ ‌ ​‍‌‍‍‌‌‍‌ ‌‍‍‌‌‍ ‍​‍​‍​ ‍‍​‍​‍‌ ​ ‌‍​‌‌‍ ‍‌‍‍‌‌ ‌​‌ ‍‌​‍ ‍‌‍‍‌‌‍ ​‍​‍​‍ ​​‍​‍‌‍‍​‌ ​‍‌‍‌‌‌‍‌‍​‍​‍​ ‍‍​‍​‍‌‍‍​‌ ‌​‌ ‌​‌ ​​‌ ​ ​ ‍‍​‍ ​‍ ‌‍​ ‌‍‍​‌‍‌‌‌‍ ​‌ ​ ‌‍‌‌‌‍​‌‌ ​​‌‍‍‌‌‍‌‌‌ ​‍‌ ​ ​‍ ‍‌ ​ ‌‍​‌‌‍ ‍‌‍‍‌‌ ‌​‌ ‍‌​‍ ‍‌ ​ ‌ ‌​‌ ‌‌‌‍‌​‌‍‍‌‌‍ ​‍ ‌‍‍‌‌‍ ‍‌ ‌​‌‍‌‌‌‍ ‍‌ ‌​​‍ ‌‍‌‌‌‍‌​‌‍‍‌‌ ‌​​‍ ‌‍ ‌‌‍ ‌‍‌​‌‍‌‌​ ‌‌ ​​‌ ​‍‌‍‌‌‌ ​ ‌‍‌‌‌‍ ‍‌ ‌​‌‍​‌‌ ‌​‌‍‍‌‌‍ ‌‍ ‍​ ‍ ‌‍‍‌‌‍‌​​ ‌‌‍‌‍‌‍ ‌‍ ‌ ‌​‌‍‌‌‌ ​‍​ ‍ ‌ ‌​‌ ‍‌‌ ​​‌‍‌‌​ ‌‌‍‌‍‌‍ ‌‍ ‌ ‌​‌‍‌‌‌ ​‍​ ‍ ‌ ​​‌‍​‌‌ ‌​‌‍‍​​ ‌‌‍​ ‌‍ ‌‍ ​‌ ‌‌‌‍ ‌‌‍ ‍‌ ​ ​‍‌‌​ ‌‌‌​​‍‌‌ ‌‍‍ ‌‍‌‌‌ ‍‌​‍‌‌​ ​ ‌​‌​​‍‌‌​ ​ ‌​‌​​‍‌‌​ ​‍​ ​‍‌‍‌‌‌‍​‍​ ​‍​ ‍​‌‍​ ​ ‌‌‌‍​ ‌‍​ ‌‍‌‌‌‍​‍‌‍​‌​ ​‌​‍‌‌​ ​‍​ ​‍​‍‌‌​ ‌‌‌​‌​​‍ ‍‌‍ ​‌‍‍‌‌‍ ‍‌‍‍ ‌ ​ ​‍‌‌​ ‌‌‌​​‍‌‌ ‌‍‍ ‌‍‌‌‌ ‍‌​‍‌‌​ ​ ‌​‌​​‍‌‌​ ​ ‌​‌​​‍‌‌​ ​‍​ ​‍​ ‌‍​ ‍​​ ‌ ‌‍‌​​ ​‌​ ​‍​ ‌‌​ ‌‍​ ​‍​ ​‌‌‍​ ​ ​‌​‍‌‌​ ​‍​ ​‍​‍‌‌​ ‌‌‌​‌​​‍ ‍‌‍ ‍‌‍​‌‌‍ ‌‌‍‌‌​ ‌‍​‍‌‍​‌‌ ​ ‌‍‌‌‌‌‌‌‌ ​‍‌‍ ​​ ‌‌‍‍​‌ ‌​‌ ‌​‌ ​​‌ ​ ​‍‌‌​ ​ ‌​​‌​‍‌‌​ ​‍‌​‌‍​‍‌‌​ ​‍‌​‌‍‌‍​ ‌‍‍​‌‍‌‌‌‍ ​‌ ​ ‌‍‌‌‌‍​‌‌ ​​‌‍‍‌‌‍‌‌‌ ​‍‌ ​ ​‍ ‍‌ ​ ‌‍​‌‌‍ ‍‌‍‍‌‌ ‌​‌ ‍‌​‍ ‍‌ ​ ‌ ‌​‌ ‌‌‌‍‌​‌‍‍‌‌‍ ​‍‌‍‌‍‍‌‌‍‌​​ ‌‌‍‌‍‌‍ ‌‍ ‌ ‌​‌‍‌‌‌ ​‍​‍‌‍‌ ‌​‌ ‍‌‌ ​​‌‍‌‌​ ‌‌‍‌‍‌‍ ‌‍ ‌ ‌​‌‍‌‌‌ ​‍​‍‌‍‌ ​​‌‍​‌‌ ‌​‌‍‍​​ ‌‌‍​ ‌‍ ‌‍ ​‌ ‌‌‌‍ ‌‌‍ ‍‌ ​ ​‍‌‌​ ‌‌‌​​‍‌‌ ‌‍‍ ‌‍‌‌‌ ‍‌​‍‌‌​ ​ ‌​‌​​‍‌‌​ ​ ‌​‌​​‍‌‌​ ​‍​ ​‍‌‍‌‌‌‍​‍​ ​‍​ ‍​‌‍​ ​ ‌‌‌‍​ ‌‍​ ‌‍‌‌‌‍​‍‌‍​‌​ ​‌​‍‌‌​ ​‍​ ​‍​‍‌‌​ ‌‌‌​‌​​‍ ‍‌‍ ​‌‍‍‌‌‍ ‍‌‍‍ ‌ ​ ​‍‌‌​ ‌‌‌​​‍‌‌ ‌‍‍ ‌‍‌‌‌ ‍‌​‍‌‌​ ​ ‌​‌​​‍‌‌​ ​ ‌​‌​​‍‌‌​ ​‍​ ​‍​ ‌‍​ ‍​​ ‌ ‌‍‌​​ ​‌​ ​‍​ ‌‌​ ‌‍​ ​‍​ ​‌‌‍​ ​ ​‌​‍‌‌​ ​‍​ ​‍​‍‌‌​ ‌‌‌​‌​​‍ ‍‌‍ ‍‌‍​‌‌‍ ‌‌‍‌‌​‍‌‍‌ ​​‌‍‌‌‌ ​‍‌ ​ ‌ ​​‌‍‌‌‌‍​ ‌ ‌​‌‍‍‌‌ ‌‍‌‍‌‌​ ‌‌ ​​‌ ‌‌‌‍​‍‌‍ ​‌‍‍‌‌ ​ ‌‍‍​‌‍‌‌‌‍‌​​‍​‍‌ ‌
Sky Rink​​​​‌ ‍ ​‍​‍‌‍ ‌ ​‍‌‍‍‌‌‍‌ ‌‍‍‌‌‍ ‍​‍​‍​ ‍‍​‍​‍‌ ​ ‌‍​‌‌‍ ‍‌‍‍‌‌ ‌​‌ ‍‌​‍ ‍‌‍‍‌‌‍ ​‍​‍​‍ ​​‍​‍‌‍‍​‌ ​‍‌‍‌‌‌‍‌‍​‍​‍​ ‍‍​‍​‍‌‍‍​‌ ‌​‌ ‌​‌ ​​‌ ​ ​ ‍‍​‍ ​‍ ‌‍​ ‌‍‍​‌‍‌‌‌‍ ​‌ ​ ‌‍‌‌‌‍​‌‌ ​​‌‍‍‌‌‍‌‌‌ ​‍‌ ​ ​‍ ‍‌ ​ ‌‍​‌‌‍ ‍‌‍‍‌‌ ‌​‌ ‍‌​‍ ‍‌ ​ ‌ ‌​‌ ‌‌‌‍‌​‌‍‍‌‌‍ ​‍ ‌‍‍‌‌‍ ‍‌ ‌​‌‍‌‌‌‍ ‍‌ ‌​​‍ ‌‍‌‌‌‍‌​‌‍‍‌‌ ‌​​‍ ‌‍ ‌‌‍ ‌‍‌​‌‍‌‌​ ‌‌ ​​‌ ​‍‌‍‌‌‌ ​ ‌‍‌‌‌‍ ‍‌ ‌​‌‍​‌‌ ‌​‌‍‍‌‌‍ ‌‍ ‍​ ‍ ‌‍‍‌‌‍‌​​ ‌‌‍‌‍‌‍ ‌‍ ‌ ‌​‌‍‌‌‌ ​‍​ ‍ ‌ ‌​‌ ‍‌‌ ​​‌‍‌‌​ ‌‌‍‌‍‌‍ ‌‍ ‌ ‌​‌‍‌‌‌ ​‍​ ‍ ‌ ​​‌‍​‌‌ ‌​‌‍‍​​ ‌‌‍​ ‌‍ ‌‍ ​‌ ‌‌‌‍ ‌‌‍ ‍‌ ​ ​‍‌‌​ ‌‌‌​​‍‌‌ ‌‍‍ ‌‍‌‌‌ ‍‌​‍‌‌​ ​ ‌​‌​​‍‌‌​ ​ ‌​‌​​‍‌‌​ ​‍​ ​‍‌‍‌‌‌‍​‍​ ​‍​ ‍​‌‍​ ​ ‌‌‌‍​ ‌‍​ ‌‍‌‌‌‍​‍‌‍​‌​ ​‌​‍‌‌​ ​‍​ ​‍​‍‌‌​ ‌‌‌​‌​​‍ ‍‌‍ ​‌‍‍‌‌‍ ‍‌‍‍ ‌ ​ ​‍‌‌​ ‌‌‌​​‍‌‌ ‌‍‍ ‌‍‌‌‌ ‍‌​‍‌‌​ ​ ‌​‌​​‍‌‌​ ​ ‌​‌​​‍‌‌​ ​‍​ ​‍​ ‌​​ ‌ ‌‍‌‍‌‍‌‍​ ​​​ ‌‍​ ‌‌​ ‌​‌‍‌​‌‍‌​​ ​‌‌‍​‍​‍‌‌​ ​‍​ ​‍​‍‌‌​ ‌‌‌​‌​​‍ ‍‌‍ ‍‌‍​‌‌‍ ‌‌‍‌‌​ ‌‍​‍‌‍​‌‌ ​ ‌‍‌‌‌‌‌‌‌ ​‍‌‍ ​​ ‌‌‍‍​‌ ‌​‌ ‌​‌ ​​‌ ​ ​‍‌‌​ ​ ‌​​‌​‍‌‌​ ​‍‌​‌‍​‍‌‌​ ​‍‌​‌‍‌‍​ ‌‍‍​‌‍‌‌‌‍ ​‌ ​ ‌‍‌‌‌‍​‌‌ ​​‌‍‍‌‌‍‌‌‌ ​‍‌ ​ ​‍ ‍‌ ​ ‌‍​‌‌‍ ‍‌‍‍‌‌ ‌​‌ ‍‌​‍ ‍‌ ​ ‌ ‌​‌ ‌‌‌‍‌​‌‍‍‌‌‍ ​‍‌‍‌‍‍‌‌‍‌​​ ‌‌‍‌‍‌‍ ‌‍ ‌ ‌​‌‍‌‌‌ ​‍​‍‌‍‌ ‌​‌ ‍‌‌ ​​‌‍‌‌​ ‌‌‍‌‍‌‍ ‌‍ ‌ ‌​‌‍‌‌‌ ​‍​‍‌‍‌ ​​‌‍​‌‌ ‌​‌‍‍​​ ‌‌‍​ ‌‍ ‌‍ ​‌ ‌‌‌‍ ‌‌‍ ‍‌ ​ ​‍‌‌​ ‌‌‌​​‍‌‌ ‌‍‍ ‌‍‌‌‌ ‍‌​‍‌‌​ ​ ‌​‌​​‍‌‌​ ​ ‌​‌​​‍‌‌​ ​‍​ ​‍‌‍‌‌‌‍​‍​ ​‍​ ‍​‌‍​ ​ ‌‌‌‍​ ‌‍​ ‌‍‌‌‌‍​‍‌‍​‌​ ​‌​‍‌‌​ ​‍​ ​‍​‍‌‌​ ‌‌‌​‌​​‍ ‍‌‍ ​‌‍‍‌‌‍ ‍‌‍‍ ‌ ​ ​‍‌‌​ ‌‌‌​​‍‌‌ ‌‍‍ ‌‍‌‌‌ ‍‌​‍‌‌​ ​ ‌​‌​​‍‌‌​ ​ ‌​‌​​‍‌‌​ ​‍​ ​‍​ ‌​​ ‌ ‌‍‌‍‌‍‌‍​ ​​​ ‌‍​ ‌‌​ ‌​‌‍‌​‌‍‌​​ ​‌‌‍​‍​‍‌‌​ ​‍​ ​‍​‍‌‌​ ‌‌‌​‌​​‍ ‍‌‍ ‍‌‍​‌‌‍ ‌‌‍‌‌​‍‌‍‌ ​​‌‍‌‌‌ ​‍‌ ​ ‌ ​​‌‍‌‌‌‍​ ‌ ‌​‌‍‍‌‌ ‌‍‌‍‌‌​ ‌‌ ​​‌ ‌‌‌‍​‍‌‍ ​‌‍‍‌‌ ​ ‌‍‍​‌‍‌‌‌‍‌​​‍​‍‌ ‌
Swim​​​​‌ ‍ ​‍​‍‌‍ ‌ ​‍‌‍‍‌‌‍‌ ‌‍‍‌‌‍ ‍​‍​‍​ ‍‍​‍​‍‌ ​ ‌‍​‌‌‍ ‍‌‍‍‌‌ ‌​‌ ‍‌​‍ ‍‌‍‍‌‌‍ ​‍​‍​‍ ​​‍​‍‌‍‍​‌ ​‍‌‍‌‌‌‍‌‍​‍​‍​ ‍‍​‍​‍‌‍‍​‌ ‌​‌ ‌​‌ ​​‌ ​ ​ ‍‍​‍ ​‍ ‌‍​ ‌‍‍​‌‍‌‌‌‍ ​‌ ​ ‌‍‌‌‌‍​‌‌ ​​‌‍‍‌‌‍‌‌‌ ​‍‌ ​ ​‍ ‍‌ ​ ‌‍​‌‌‍ ‍‌‍‍‌‌ ‌​‌ ‍‌​‍ ‍‌ ​ ‌ ‌​‌ ‌‌‌‍‌​‌‍‍‌‌‍ ​‍ ‌‍‍‌‌‍ ‍‌ ‌​‌‍‌‌‌‍ ‍‌ ‌​​‍ ‌‍‌‌‌‍‌​‌‍‍‌‌ ‌​​‍ ‌‍ ‌‌‍ ‌‍‌​‌‍‌‌​ ‌‌ ​​‌ ​‍‌‍‌‌‌ ​ ‌‍‌‌‌‍ ‍‌ ‌​‌‍​‌‌ ‌​‌‍‍‌‌‍ ‌‍ ‍​ ‍ ‌‍‍‌‌‍‌​​ ‌‌‍‌‍‌‍ ‌‍ ‌ ‌​‌‍‌‌‌ ​‍​ ‍ ‌ ‌​‌ ‍‌‌ ​​‌‍‌‌​ ‌‌‍‌‍‌‍ ‌‍ ‌ ‌​‌‍‌‌‌ ​‍​ ‍ ‌ ​​‌‍​‌‌ ‌​‌‍‍​​ ‌‌‍​ ‌‍ ‌‍ ​‌ ‌‌‌‍ ‌‌‍ ‍‌ ​ ​‍‌‌​ ‌‌‌​​‍‌‌ ‌‍‍ ‌‍‌‌‌ ‍‌​‍‌‌​ ​ ‌​‌​​‍‌‌​ ​ ‌​‌​​‍‌‌​ ​‍​ ​‍‌‍‌‌‌‍​‍​ ​‍​ ‍​‌‍​ ​ ‌‌‌‍​ ‌‍​ ‌‍‌‌‌‍​‍‌‍​‌​ ​‌​‍‌‌​ ​‍​ ​‍​‍‌‌​ ‌‌‌​‌​​‍ ‍‌‍ ​‌‍‍‌‌‍ ‍‌‍‍ ‌ ​ ​‍‌‌​ ‌‌‌​​‍‌‌ ‌‍‍ ‌‍‌‌‌ ‍‌​‍‌‌​ ​ ‌​‌​​‍‌‌​ ​ ‌​‌​​‍‌‌​ ​‍​ ​‍‌‍‌‍‌‍‌‍​ ​​​ ‌‌​ ‌‌​ ‌​​ ​‍‌‍​ ​ ​‌​ ​ ‌‍​ ‌‍​‌‌‍​ ‌‍‌‌​ ‌‍​ ​‌​ ​ ‌‍​ ‌‍​‍​ ‌​​ ‍​‌‍‌​​ ‍​​ ‌‍​ ‌‌‌‍​‍​ ‌​​ ‌​​ ​‌​ ‍‌​ ‍‌‌‍​ ​‍‌‌​ ​‍​ ​‍​‍‌‌​ ‌‌‌​‌​​‍ ‍‌‍ ‍‌‍​‌‌‍ ‌‌‍‌‌​ ‌‍​‍‌‍​‌‌ ​ ‌‍‌‌‌‌‌‌‌ ​‍‌‍ ​​ ‌‌‍‍​‌ ‌​‌ ‌​‌ ​​‌ ​ ​‍‌‌​ ​ ‌​​‌​‍‌‌​ ​‍‌​‌‍​‍‌‌​ ​‍‌​‌‍‌‍​ ‌‍‍​‌‍‌‌‌‍ ​‌ ​ ‌‍‌‌‌‍​‌‌ ​​‌‍‍‌‌‍‌‌‌ ​‍‌ ​ ​‍ ‍‌ ​ ‌‍​‌‌‍ ‍‌‍‍‌‌ ‌​‌ ‍‌​‍ ‍‌ ​ ‌ ‌​‌ ‌‌‌‍‌​‌‍‍‌‌‍ ​‍‌‍‌‍‍‌‌‍‌​​ ‌‌‍‌‍‌‍ ‌‍ ‌ ‌​‌‍‌‌‌ ​‍​‍‌‍‌ ‌​‌ ‍‌‌ ​​‌‍‌‌​ ‌‌‍‌‍‌‍ ‌‍ ‌ ‌​‌‍‌‌‌ ​‍​‍‌‍‌ ​​‌‍​‌‌ ‌​‌‍‍​​ ‌‌‍​ ‌‍ ‌‍ ​‌ ‌‌‌‍ ‌‌‍ ‍‌ ​ ​‍‌‌​ ‌‌‌​​‍‌‌ ‌‍‍ ‌‍‌‌‌ ‍‌​‍‌‌​ ​ ‌​‌​​‍‌‌​ ​ ‌​‌​​‍‌‌​ ​‍​ ​‍‌‍‌‌‌‍​‍​ ​‍​ ‍​‌‍​ ​ ‌‌‌‍​ ‌‍​ ‌‍‌‌‌‍​‍‌‍​‌​ ​‌​‍‌‌​ ​‍​ ​‍​‍‌‌​ ‌‌‌​‌​​‍ ‍‌‍ ​‌‍‍‌‌‍ ‍‌‍‍ ‌ ​ ​‍‌‌​ ‌‌‌​​‍‌‌ ‌‍‍ ‌‍‌‌‌ ‍‌​‍‌‌​ ​ ‌​‌​​‍‌‌​ ​ ‌​‌​​‍‌‌​ ​‍​ ​‍‌‍‌‍‌‍‌‍​ ​​​ ‌‌​ ‌‌​ ‌​​ ​‍‌‍​ ​ ​‌​ ​ ‌‍​ ‌‍​‌‌‍​ ‌‍‌‌​ ‌‍​ ​‌​ ​ ‌‍​ ‌‍​‍​ ‌​​ ‍​‌‍‌​​ ‍​​ ‌‍​ ‌‌‌‍​‍​ ‌​​ ‌​​ ​‌​ ‍‌​ ‍‌‌‍​ ​‍‌‌​ ​‍​ ​‍​‍‌‌​ ‌‌‌​‌​​‍ ‍‌‍ ‍‌‍​‌‌‍ ‌‌‍‌‌​‍‌‍‌ ​​‌‍‌‌‌ ​‍‌ ​ ‌ ​​‌‍‌‌‌‍​ ‌ ‌​‌‍‍‌‌ ‌‍‌‍‌‌​ ‌‌ ​​‌ ‌‌‌‍​‍‌‍ ​‌‍‍‌‌ ​ ‌‍‍​‌‍‌‌‌‍‌​​‍​‍‌ ‌
Golf Club​​​​‌ ‍ ​‍​‍‌‍ ‌ ​‍‌‍‍‌‌‍‌ ‌‍‍‌‌‍ ‍​‍​‍​ ‍‍​‍​‍‌ ​ ‌‍​‌‌‍ ‍‌‍‍‌‌ ‌​‌ ‍‌​‍ ‍‌‍‍‌‌‍ ​‍​‍​‍ ​​‍​‍‌‍‍​‌ ​‍‌‍‌‌‌‍‌‍​‍​‍​ ‍‍​‍​‍‌‍‍​‌ ‌​‌ ‌​‌ ​​‌ ​ ​ ‍‍​‍ ​‍ ‌‍​ ‌‍‍​‌‍‌‌‌‍ ​‌ ​ ‌‍‌‌‌‍​‌‌ ​​‌‍‍‌‌‍‌‌‌ ​‍‌ ​ ​‍ ‍‌ ​ ‌‍​‌‌‍ ‍‌‍‍‌‌ ‌​‌ ‍‌​‍ ‍‌ ​ ‌ ‌​‌ ‌‌‌‍‌​‌‍‍‌‌‍ ​‍ ‌‍‍‌‌‍ ‍‌ ‌​‌‍‌‌‌‍ ‍‌ ‌​​‍ ‌‍‌‌‌‍‌​‌‍‍‌‌ ‌​​‍ ‌‍ ‌‌‍ ‌‍‌​‌‍‌‌​ ‌‌ ​​‌ ​‍‌‍‌‌‌ ​ ‌‍‌‌‌‍ ‍‌ ‌​‌‍​‌‌ ‌​‌‍‍‌‌‍ ‌‍ ‍​ ‍ ‌‍‍‌‌‍‌​​ ‌‌‍‌‍‌‍ ‌‍ ‌ ‌​‌‍‌‌‌ ​‍​ ‍ ‌ ‌​‌ ‍‌‌ ​​‌‍‌‌​ ‌‌‍‌‍‌‍ ‌‍ ‌ ‌​‌‍‌‌‌ ​‍​ ‍ ‌ ​​‌‍​‌‌ ‌​‌‍‍​​ ‌‌‍​ ‌‍ ‌‍ ​‌ ‌‌‌‍ ‌‌‍ ‍‌ ​ ​‍‌‌​ ‌‌‌​​‍‌‌ ‌‍‍ ‌‍‌‌‌ ‍‌​‍‌‌​ ​ ‌​‌​​‍‌‌​ ​ ‌​‌​​‍‌‌​ ​‍​ ​‍‌‍‌‌‌‍​‍​ ​‍​ ‍​‌‍​ ​ ‌‌‌‍​ ‌‍​ ‌‍‌‌‌‍​‍‌‍​‌​ ​‌​‍‌‌​ ​‍​ ​‍​‍‌‌​ ‌‌‌​‌​​‍ ‍‌‍ ​‌‍‍‌‌‍ ‍‌‍‍ ‌ ​ ​‍‌‌​ ‌‌‌​​‍‌‌ ‌‍‍ ‌‍‌‌‌ ‍‌​‍‌‌​ ​ ‌​‌​​‍‌‌​ ​ ‌​‌​​‍‌‌​ ​‍​ ​‍​ ‌​‌‍‌‌​ ‌‍‌‍‌​​ ​‍​ ‌‍​ ​‍‌‍‌‍‌‍​‌‌‍​ ‌‍​ ‌‍​ ​‍‌‌​ ​‍​ ​‍​‍‌‌​ ‌‌‌​‌​​‍ ‍‌‍ ‍‌‍​‌‌‍ ‌‌‍‌‌​ ‌‍​‍‌‍​‌‌ ​ ‌‍‌‌‌‌‌‌‌ ​‍‌‍ ​​ ‌‌‍‍​‌ ‌​‌ ‌​‌ ​​‌ ​ ​‍‌‌​ ​ ‌​​‌​‍‌‌​ ​‍‌​‌‍​‍‌‌​ ​‍‌​‌‍‌‍​ ‌‍‍​‌‍‌‌‌‍ ​‌ ​ ‌‍‌‌‌‍​‌‌ ​​‌‍‍‌‌‍‌‌‌ ​‍‌ ​ ​‍ ‍‌ ​ ‌‍​‌‌‍ ‍‌‍‍‌‌ ‌​‌ ‍‌​‍ ‍‌ ​ ‌ ‌​‌ ‌‌‌‍‌​‌‍‍‌‌‍ ​‍‌‍‌‍‍‌‌‍‌​​ ‌‌‍‌‍‌‍ ‌‍ ‌ ‌​‌‍‌‌‌ ​‍​‍‌‍‌ ‌​‌ ‍‌‌ ​​‌‍‌‌​ ‌‌‍‌‍‌‍ ‌‍ ‌ ‌​‌‍‌‌‌ ​‍​‍‌‍‌ ​​‌‍​‌‌ ‌​‌‍‍​​ ‌‌‍​ ‌‍ ‌‍ ​‌ ‌‌‌‍ ‌‌‍ ‍‌ ​ ​‍‌‌​ ‌‌‌​​‍‌‌ ‌‍‍ ‌‍‌‌‌ ‍‌​‍‌‌​ ​ ‌​‌​​‍‌‌​ ​ ‌​‌​​‍‌‌​ ​‍​ ​‍‌‍‌‌‌‍​‍​ ​‍​ ‍​‌‍​ ​ ‌‌‌‍​ ‌‍​ ‌‍‌‌‌‍​‍‌‍​‌​ ​‌​‍‌‌​ ​‍​ ​‍​‍‌‌​ ‌‌‌​‌​​‍ ‍‌‍ ​‌‍‍‌‌‍ ‍‌‍‍ ‌ ​ ​‍‌‌​ ‌‌‌​​‍‌‌ ‌‍‍ ‌‍‌‌‌ ‍‌​‍‌‌​ ​ ‌​‌​​‍‌‌​ ​ ‌​‌​​‍‌‌​ ​‍​ ​‍​ ‌​‌‍‌‌​ ‌‍‌‍‌​​ ​‍​ ‌‍​ ​‍‌‍‌‍‌‍​‌‌‍​ ‌‍​ ‌‍​ ​‍‌‌​ ​‍​ ​‍​‍‌‌​ ‌‌‌​‌​​‍ ‍‌‍ ‍‌‍​‌‌‍ ‌‌‍‌‌​‍‌‍‌ ​​‌‍‌‌‌ ​‍‌ ​ ‌ ​​‌‍‌‌‌‍​ ‌ ‌​‌‍‍‌‌ ‌‍‌‍‌‌​ ‌‌ ​​‌ ‌‌‌‍​‍‌‍ ​‌‍‍‌‌ ​ ‌‍‍​‌‍‌‌‌‍‌​​‍​‍‌ ‌
Athletic Club​​​​‌ ‍ ​‍​‍‌‍ ‌ ​‍‌‍‍‌‌‍‌ ‌‍‍‌‌‍ ‍​‍​‍​ ‍‍​‍​‍‌ ​ ‌‍​‌‌‍ ‍‌‍‍‌‌ ‌​‌ ‍‌​‍ ‍‌‍‍‌‌‍ ​‍​‍​‍ ​​‍​‍‌‍‍​‌ ​‍‌‍‌‌‌‍‌‍​‍​‍​ ‍‍​‍​‍‌‍‍​‌ ‌​‌ ‌​‌ ​​‌ ​ ​ ‍‍​‍ ​‍ ‌‍​ ‌‍‍​‌‍‌‌‌‍ ​‌ ​ ‌‍‌‌‌‍​‌‌ ​​‌‍‍‌‌‍‌‌‌ ​‍‌ ​ ​‍ ‍‌ ​ ‌‍​‌‌‍ ‍‌‍‍‌‌ ‌​‌ ‍‌​‍ ‍‌ ​ ‌ ‌​‌ ‌‌‌‍‌​‌‍‍‌‌‍ ​‍ ‌‍‍‌‌‍ ‍‌ ‌​‌‍‌‌‌‍ ‍‌ ‌​​‍ ‌‍‌‌‌‍‌​‌‍‍‌‌ ‌​​‍ ‌‍ ‌‌‍ ‌‍‌​‌‍‌‌​ ‌‌ ​​‌ ​‍‌‍‌‌‌ ​ ‌‍‌‌‌‍ ‍‌ ‌​‌‍​‌‌ ‌​‌‍‍‌‌‍ ‌‍ ‍​ ‍ ‌‍‍‌‌‍‌​​ ‌‌‍‌‍‌‍ ‌‍ ‌ ‌​‌‍‌‌‌ ​‍​ ‍ ‌ ‌​‌ ‍‌‌ ​​‌‍‌‌​ ‌‌‍‌‍‌‍ ‌‍ ‌ ‌​‌‍‌‌‌ ​‍​ ‍ ‌ ​​‌‍​‌‌ ‌​‌‍‍​​ ‌‌‍​ ‌‍ ‌‍ ​‌ ‌‌‌‍ ‌‌‍ ‍‌ ​ ​‍‌‌​ ‌‌‌​​‍‌‌ ‌‍‍ ‌‍‌‌‌ ‍‌​‍‌‌​ ​ ‌​‌​​‍‌‌​ ​ ‌​‌​​‍‌‌​ ​‍​ ​‍‌‍‌‌‌‍​‍​ ​‍​ ‍​‌‍​ ​ ‌‌‌‍​ ‌‍​ ‌‍‌‌‌‍​‍‌‍​‌​ ​‌​‍‌‌​ ​‍​ ​‍​‍‌‌​ ‌‌‌​‌​​‍ ‍‌‍ ​‌‍‍‌‌‍ ‍‌‍‍ ‌ ​ ​‍‌‌​ ‌‌‌​​‍‌‌ ‌‍‍ ‌‍‌‌‌ ‍‌​‍‌‌​ ​ ‌​‌​​‍‌‌​ ​ ‌​‌​​‍‌‌​ ​‍​ ​‍​ ‍​‌‍​‌​ ​ ​ ‌​‌‍​‌​ ‌ ‌‍‌​‌‍​‌​ ​ ​ ‍​‌‍‌‌‌‍​ ​‍‌‌​ ​‍​ ​‍​‍‌‌​ ‌‌‌​‌​​‍ ‍‌‍ ‍‌‍​‌‌‍ ‌‌‍‌‌​ ‌‍​‍‌‍​‌‌ ​ ‌‍‌‌‌‌‌‌‌ ​‍‌‍ ​​ ‌‌‍‍​‌ ‌​‌ ‌​‌ ​​‌ ​ ​‍‌‌​ ​ ‌​​‌​‍‌‌​ ​‍‌​‌‍​‍‌‌​ ​‍‌​‌‍‌‍​ ‌‍‍​‌‍‌‌‌‍ ​‌ ​ ‌‍‌‌‌‍​‌‌ ​​‌‍‍‌‌‍‌‌‌ ​‍‌ ​ ​‍ ‍‌ ​ ‌‍​‌‌‍ ‍‌‍‍‌‌ ‌​‌ ‍‌​‍ ‍‌ ​ ‌ ‌​‌ ‌‌‌‍‌​‌‍‍‌‌‍ ​‍‌‍‌‍‍‌‌‍‌​​ ‌‌‍‌‍‌‍ ‌‍ ‌ ‌​‌‍‌‌‌ ​‍​‍‌‍‌ ‌​‌ ‍‌‌ ​​‌‍‌‌​ ‌‌‍‌‍‌‍ ‌‍ ‌ ‌​‌‍‌‌‌ ​‍​‍‌‍‌ ​​‌‍​‌‌ ‌​‌‍‍​​ ‌‌‍​ ‌‍ ‌‍ ​‌ ‌‌‌‍ ‌‌‍ ‍‌ ​ ​‍‌‌​ ‌‌‌​​‍‌‌ ‌‍‍ ‌‍‌‌‌ ‍‌​‍‌‌​ ​ ‌​‌​​‍‌‌​ ​ ‌​‌​​‍‌‌​ ​‍​ ​‍‌‍‌‌‌‍​‍​ ​‍​ ‍​‌‍​ ​ ‌‌‌‍​ ‌‍​ ‌‍‌‌‌‍​‍‌‍​‌​ ​‌​‍‌‌​ ​‍​ ​‍​‍‌‌​ ‌‌‌​‌​​‍ ‍‌‍ ​‌‍‍‌‌‍ ‍‌‍‍ ‌ ​ ​‍‌‌​ ‌‌‌​​‍‌‌ ‌‍‍ ‌‍‌‌‌ ‍‌​‍‌‌​ ​ ‌​‌​​‍‌‌​ ​ ‌​‌​​‍‌‌​ ​‍​ ​‍​ ‍​‌‍​‌​ ​ ​ ‌​‌‍​‌​ ‌ ‌‍‌​‌‍​‌​ ​ ​ ‍​‌‍‌‌‌‍​ ​‍‌‌​ ​‍​ ​‍​‍‌‌​ ‌‌‌​‌​​‍ ‍‌‍ ‍‌‍​‌‌‍ ‌‌‍‌‌​‍‌‍‌ ​​‌‍‌‌‌ ​‍‌ ​ ‌ ​​‌‍‌‌‌‍​ ‌ ‌​‌‍‍‌‌ ‌‍‌‍‌‌​ ‌‌ ​​‌ ‌‌‌‍​‍‌‍ ​‌‍‍‌‌ ​ ‌‍‍​‌‍‌‌‌‍‌​​‍​‍‌ ‌
Marina​​​​‌ ‍ ​‍​‍‌‍ ‌ ​‍‌‍‍‌‌‍‌ ‌‍‍‌‌‍ ‍​‍​‍​ ‍‍​‍​‍‌ ​ ‌‍​‌‌‍ ‍‌‍‍‌‌ ‌​‌ ‍‌​‍ ‍‌‍‍‌‌‍ ​‍​‍​‍ ​​‍​‍‌‍‍​‌ ​‍‌‍‌‌‌‍‌‍​‍​‍​ ‍‍​‍​‍‌‍‍​‌ ‌​‌ ‌​‌ ​​‌ ​ ​ ‍‍​‍ ​‍ ‌‍​ ‌‍‍​‌‍‌‌‌‍ ​‌ ​ ‌‍‌‌‌‍​‌‌ ​​‌‍‍‌‌‍‌‌‌ ​‍‌ ​ ​‍ ‍‌ ​ ‌‍​‌‌‍ ‍‌‍‍‌‌ ‌​‌ ‍‌​‍ ‍‌ ​ ‌ ‌​‌ ‌‌‌‍‌​‌‍‍‌‌‍ ​‍ ‌‍‍‌‌‍ ‍‌ ‌​‌‍‌‌‌‍ ‍‌ ‌​​‍ ‌‍‌‌‌‍‌​‌‍‍‌‌ ‌​​‍ ‌‍ ‌‌‍ ‌‍‌​‌‍‌‌​ ‌‌ ​​‌ ​‍‌‍‌‌‌ ​ ‌‍‌‌‌‍ ‍‌ ‌​‌‍​‌‌ ‌​‌‍‍‌‌‍ ‌‍ ‍​ ‍ ‌‍‍‌‌‍‌​​ ‌‌‍‌‍‌‍ ‌‍ ‌ ‌​‌‍‌‌‌ ​‍​ ‍ ‌ ‌​‌ ‍‌‌ ​​‌‍‌‌​ ‌‌‍‌‍‌‍ ‌‍ ‌ ‌​‌‍‌‌‌ ​‍​ ‍ ‌ ​​‌‍​‌‌ ‌​‌‍‍​​ ‌‌‍​ ‌‍ ‌‍ ​‌ ‌‌‌‍ ‌‌‍ ‍‌ ​ ​‍‌‌​ ‌‌‌​​‍‌‌ ‌‍‍ ‌‍‌‌‌ ‍‌​‍‌‌​ ​ ‌​‌​​‍‌‌​ ​ ‌​‌​​‍‌‌​ ​‍​ ​‍‌‍‌‌‌‍​‍​ ​‍​ ‍​‌‍​ ​ ‌‌‌‍​ ‌‍​ ‌‍‌‌‌‍​‍‌‍​‌​ ​‌​‍‌‌​ ​‍​ ​‍​‍‌‌​ ‌‌‌​‌​​‍ ‍‌‍ ​‌‍‍‌‌‍ ‍‌‍‍ ‌ ​ ​‍‌‌​ ‌‌‌​​‍‌‌ ‌‍‍ ‌‍‌‌‌ ‍‌​‍‌‌​ ​ ‌​‌​​‍‌‌​ ​ ‌​‌​​‍‌‌​ ​‍​ ​‍​ ‌‍​ ‌‌​ ‌‍​ ‌‌‌‍‌‌‌‍‌‍‌‍​‌​ ​​​ ‌‍​ ‌‌​ ‌​‌‍‌​​‍‌‌​ ​‍​ ​‍​‍‌‌​ ‌‌‌​‌​​‍ ‍‌‍ ‍‌‍​‌‌‍ ‌‌‍‌‌​ ‌‍​‍‌‍​‌‌ ​ ‌‍‌‌‌‌‌‌‌ ​‍‌‍ ​​ ‌‌‍‍​‌ ‌​‌ ‌​‌ ​​‌ ​ ​‍‌‌​ ​ ‌​​‌​‍‌‌​ ​‍‌​‌‍​‍‌‌​ ​‍‌​‌‍‌‍​ ‌‍‍​‌‍‌‌‌‍ ​‌ ​ ‌‍‌‌‌‍​‌‌ ​​‌‍‍‌‌‍‌‌‌ ​‍‌ ​ ​‍ ‍‌ ​ ‌‍​‌‌‍ ‍‌‍‍‌‌ ‌​‌ ‍‌​‍ ‍‌ ​ ‌ ‌​‌ ‌‌‌‍‌​‌‍‍‌‌‍ ​‍‌‍‌‍‍‌‌‍‌​​ ‌‌‍‌‍‌‍ ‌‍ ‌ ‌​‌‍‌‌‌ ​‍​‍‌‍‌ ‌​‌ ‍‌‌ ​​‌‍‌‌​ ‌‌‍‌‍‌‍ ‌‍ ‌ ‌​‌‍‌‌‌ ​‍​‍‌‍‌ ​​‌‍​‌‌ ‌​‌‍‍​​ ‌‌‍​ ‌‍ ‌‍ ​‌ ‌‌‌‍ ‌‌‍ ‍‌ ​ ​‍‌‌​ ‌‌‌​​‍‌‌ ‌‍‍ ‌‍‌‌‌ ‍‌​‍‌‌​ ​ ‌​‌​​‍‌‌​ ​ ‌​‌​​‍‌‌​ ​‍​ ​‍‌‍‌‌‌‍​‍​ ​‍​ ‍​‌‍​ ​ ‌‌‌‍​ ‌‍​ ‌‍‌‌‌‍​‍‌‍​‌​ ​‌​‍‌‌​ ​‍​ ​‍​‍‌‌​ ‌‌‌​‌​​‍ ‍‌‍ ​‌‍‍‌‌‍ ‍‌‍‍ ‌ ​ ​‍‌‌​ ‌‌‌​​‍‌‌ ‌‍‍ ‌‍‌‌‌ ‍‌​‍‌‌​ ​ ‌​‌​​‍‌‌​ ​ ‌​‌​​‍‌‌​ ​‍​ ​‍​ ‌‍​ ‌‌​ ‌‍​ ‌‌‌‍‌‌‌‍‌‍‌‍​‌​ ​​​ ‌‍​ ‌‌​ ‌​‌‍‌​​‍‌‌​ ​‍​ ​‍​‍‌‌​ ‌‌‌​‌​​‍ ‍‌‍ ‍‌‍​‌‌‍ ‌‌‍‌‌​‍‌‍‌ ​​‌‍‌‌‌ ​‍‌ ​ ‌ ​​‌‍‌‌‌‍​ ‌ ‌​‌‍‍‌‌ ‌‍‌‍‌‌​ ‌‌ ​​‌ ‌‌‌‍​‍‌‍ ​‌‍‍‌‌ ​ ‌‍‍​‌‍‌‌‌‍‌​​‍​‍‌ ‌
Company​​​​‌ ‍ ​‍​‍‌‍ ‌ ​‍‌‍‍‌‌‍‌ ‌‍‍‌‌‍ ‍​‍​‍​ ‍‍​‍​‍‌ ​ ‌‍​‌‌‍ ‍‌‍‍‌‌ ‌​‌ ‍‌​‍ ‍‌‍‍‌‌‍ ​‍​‍​‍ ​​‍​‍‌‍‍​‌ ​‍‌‍‌‌‌‍‌‍​‍​‍​ ‍‍​‍​‍‌‍‍​‌ ‌​‌ ‌​‌ ​​‌ ​ ​ ‍‍​‍ ​‍ ‌‍​ ‌‍‍​‌‍‌‌‌‍ ​‌ ​ ‌‍‌‌‌‍​‌‌ ​​‌‍‍‌‌‍‌‌‌ ​‍‌ ​ ​‍ ‍‌ ​ ‌‍​‌‌‍ ‍‌‍‍‌‌ ‌​‌ ‍‌​‍ ‍‌ ​ ‌ ‌​‌ ‌‌‌‍‌​‌‍‍‌‌‍ ​‍ ‌‍‍‌‌‍ ‍‌ ‌​‌‍‌‌‌‍ ‍‌ ‌​​‍ ‌‍‌‌‌‍‌​‌‍‍‌‌ ‌​​‍ ‌‍ ‌‌‍ ‌‍‌​‌‍‌‌​ ‌‌ ​​‌ ​‍‌‍‌‌‌ ​ ‌‍‌‌‌‍ ‍‌ ‌​‌‍​‌‌ ‌​‌‍‍‌‌‍ ‌‍ ‍​ ‍ ‌‍‍‌‌‍‌​​ ‌‌‍‌‍‌‍ ‌‍ ‌ ‌​‌‍‌‌‌ ​‍​ ‍ ‌ ‌​‌ ‍‌‌ ​​‌‍‌‌​ ‌‌‍‌‍‌‍ ‌‍ ‌ ‌​‌‍‌‌‌ ​‍​ ‍ ‌ ​​‌‍​‌‌ ‌​‌‍‍​​ ‌‌‍​ ‌‍ ‌‍ ​‌ ‌‌‌‍ ‌‌‍ ‍‌ ​ ​‍‌‌​ ‌‌‌​​‍‌‌ ‌‍‍ ‌‍‌‌‌ ‍‌​‍‌‌​ ​ ‌​‌​​‍‌‌​ ​ ‌​‌​​‍‌‌​ ​‍​ ​‍‌‍​ ​ ​ ​ ‌​​ ​​‌‍​ ​ ‌‍‌‍‌​​ ‌​‌‍‌‍‌‍‌‌‌‍‌‌‌‍‌​​‍‌‌​ ​‍​ ​‍​‍‌‌​ ‌‌‌​‌​​‍ ‍‌ ‌​‌‍‍‌‌ ‌​‌‍ ​‌‍‌‌​ ‌‍​‍‌‍​‌‌ ​ ‌‍‌‌‌‌‌‌‌ ​‍‌‍ ​​ ‌‌‍‍​‌ ‌​‌ ‌​‌ ​​‌ ​ ​‍‌‌​ ​ ‌​​‌​‍‌‌​ ​‍‌​‌‍​‍‌‌​ ​‍‌​‌‍‌‍​ ‌‍‍​‌‍‌‌‌‍ ​‌ ​ ‌‍‌‌‌‍​‌‌ ​​‌‍‍‌‌‍‌‌‌ ​‍‌ ​ ​‍ ‍‌ ​ ‌‍​‌‌‍ ‍‌‍‍‌‌ ‌​‌ ‍‌​‍ ‍‌ ​ ‌ ‌​‌ ‌‌‌‍‌​‌‍‍‌‌‍ ​‍‌‍‌‍‍‌‌‍‌​​ ‌‌‍‌‍‌‍ ‌‍ ‌ ‌​‌‍‌‌‌ ​‍​‍‌‍‌ ‌​‌ ‍‌‌ ​​‌‍‌‌​ ‌‌‍‌‍‌‍ ‌‍ ‌ ‌​‌‍‌‌‌ ​‍​‍‌‍‌ ​​‌‍​‌‌ ‌​‌‍‍​​ ‌‌‍​ ‌‍ ‌‍ ​‌ ‌‌‌‍ ‌‌‍ ‍‌ ​ ​‍‌‌​ ‌‌‌​​‍‌‌ ‌‍‍ ‌‍‌‌‌ ‍‌​‍‌‌​ ​ ‌​‌​​‍‌‌​ ​ ‌​‌​​‍‌‌​ ​‍​ ​‍‌‍​ ​ ​ ​ ‌​​ ​​‌‍​ ​ ‌‍‌‍‌​​ ‌​‌‍‌‍‌‍‌‌‌‍‌‌‌‍‌​​‍‌‌​ ​‍​ ​‍​‍‌‌​ ‌‌‌​‌​​‍ ‍‌ ‌​‌‍‍‌‌ ‌​‌‍ ​‌‍‌‌​‍‌‍‌ ​​‌‍‌‌‌ ​‍‌ ​ ‌ ​​‌‍‌‌‌‍​ ‌ ‌​‌‍‍‌‌ ‌‍‌‍‌‌​ ‌‌ ​​‌ ‌‌‌‍​‍‌‍ ​‌‍‍‌‌ ​ ‌‍‍​‌‍‌‌‌‍‌​​‍​‍‌ ‌
More​​​​‌ ‍ ​‍​‍‌‍ ‌ ​‍‌‍‍‌‌‍‌ ‌‍‍‌‌‍ ‍​‍​‍​ ‍‍​‍​‍‌ ​ ‌‍​‌‌‍ ‍‌‍‍‌‌ ‌​‌ ‍‌​‍ ‍‌‍‍‌‌‍ ​‍​‍​‍ ​​‍​‍‌‍‍​‌ ​‍‌‍‌‌‌‍‌‍​‍​‍​ ‍‍​‍​‍‌‍‍​‌ ‌​‌ ‌​‌ ​​‌ ​ ​ ‍‍​‍ ​‍ ‌‍​ ‌‍‍​‌‍‌‌‌‍ ​‌ ​ ‌‍‌‌‌‍​‌‌ ​​‌‍‍‌‌‍‌‌‌ ​‍‌ ​ ​‍ ‍‌ ​ ‌‍​‌‌‍ ‍‌‍‍‌‌ ‌​‌ ‍‌​‍ ‍‌ ​ ‌ ‌​‌ ‌‌‌‍‌​‌‍‍‌‌‍ ​‍ ‌‍‍‌‌‍ ‍‌ ‌​‌‍‌‌‌‍ ‍‌ ‌​​‍ ‌‍‌‌‌‍‌​‌‍‍‌‌ ‌​​‍ ‌‍ ‌‌‍ ‌‍‌​‌‍‌‌​ ‌‌ ​​‌ ​‍‌‍‌‌‌ ​ ‌‍‌‌‌‍ ‍‌ ‌​‌‍​‌‌ ‌​‌‍‍‌‌‍ ‌‍ ‍​ ‍ ‌‍‍‌‌‍‌​​ ‌‌‍‌‍‌‍ ‌‍ ‌ ‌​‌‍‌‌‌ ​‍​ ‍ ‌ ‌​‌ ‍‌‌ ​​‌‍‌‌​ ‌‌‍‌‍‌‍ ‌‍ ‌ ‌​‌‍‌‌‌ ​‍​ ‍ ‌ ​​‌‍​‌‌ ‌​‌‍‍​​ ‌‌‍​ ‌‍ ‌‍ ​‌ ‌‌‌‍ ‌‌‍ ‍‌ ​ ​‍‌‌​ ‌‌‌​​‍‌‌ ‌‍‍ ‌‍‌‌‌ ‍‌​‍‌‌​ ​ ‌​‌​​‍‌‌​ ​ ‌​‌​​‍‌‌​ ​‍​ ​‍​ ‌‌​ ​ ​ ‌‌​ ‍‌‌‍​ ​ ​‍‌‍‌​​ ‍​‌‍​‌​ ‍​​ ​ ​ ​ ​‍‌‌​ ​‍​ ​‍​‍‌‌​ ‌‌‌​‌​​‍ ‍‌ ‌​‌‍‍‌‌ ‌​‌‍ ​‌‍‌‌​ ‌‍​‍‌‍​‌‌ ​ ‌‍‌‌‌‌‌‌‌ ​‍‌‍ ​​ ‌‌‍‍​‌ ‌​‌ ‌​‌ ​​‌ ​ ​‍‌‌​ ​ ‌​​‌​‍‌‌​ ​‍‌​‌‍​‍‌‌​ ​‍‌​‌‍‌‍​ ‌‍‍​‌‍‌‌‌‍ ​‌ ​ ‌‍‌‌‌‍​‌‌ ​​‌‍‍‌‌‍‌‌‌ ​‍‌ ​ ​‍ ‍‌ ​ ‌‍​‌‌‍ ‍‌‍‍‌‌ ‌​‌ ‍‌​‍ ‍‌ ​ ‌ ‌​‌ ‌‌‌‍‌​‌‍‍‌‌‍ ​‍‌‍‌‍‍‌‌‍‌​​ ‌‌‍‌‍‌‍ ‌‍ ‌ ‌​‌‍‌‌‌ ​‍​‍‌‍‌ ‌​‌ ‍‌‌ ​​‌‍‌‌​ ‌‌‍‌‍‌‍ ‌‍ ‌ ‌​‌‍‌‌‌ ​‍​‍‌‍‌ ​​‌‍​‌‌ ‌​‌‍‍​​ ‌‌‍​ ‌‍ ‌‍ ​‌ ‌‌‌‍ ‌‌‍ ‍‌ ​ ​‍‌‌​ ‌‌‌​​‍‌‌ ‌‍‍ ‌‍‌‌‌ ‍‌​‍‌‌​ ​ ‌​‌​​‍‌‌​ ​ ‌​‌​​‍‌‌​ ​‍​ ​‍​ ‌‌​ ​ ​ ‌‌​ ‍‌‌‍​ ​ ​‍‌‍‌​​ ‍​‌‍​‌​ ‍​​ ​ ​ ​ ​‍‌‌​ ​‍​ ​‍​‍‌‌​ ‌‌‌​‌​​‍ ‍‌ ‌​‌‍‍‌‌ ‌​‌‍ ​‌‍‌‌​‍‌‍‌ ​​‌‍‌‌‌ ​‍‌ ​ ‌ ​​‌‍‌‌‌‍​ ‌ ‌​‌‍‍‌‌ ‌‍‌‍‌‌​ ‌‌ ​​‌ ‌‌‌‍​‍‌‍ ​‌‍‍‌‌ ​ ‌‍‍​‌‍‌‌‌‍‌​​‍​‍‌ ‌
Stay in Touch​​​​‌ ‍ ​‍​‍‌‍ ‌ ​‍‌‍‍‌‌‍‌ ‌‍‍‌‌‍ ‍​‍​‍​ ‍‍​‍​‍‌ ​ ‌‍​‌‌‍ ‍‌‍‍‌‌ ‌​‌ ‍‌​‍ ‍‌‍‍‌‌‍ ​‍​‍​‍ ​​‍​‍‌‍‍​‌ ​‍‌‍‌‌‌‍‌‍​‍​‍​ ‍‍​‍​‍‌‍‍​‌ ‌​‌ ‌​‌ ​​‌ ​ ​ ‍‍​‍ ​‍ ‌‍​ ‌‍‍​‌‍‌‌‌‍ ​‌ ​ ‌‍‌‌‌‍​‌‌ ​​‌‍‍‌‌‍‌‌‌ ​‍‌ ​ ​‍ ‍‌ ​ ‌‍​‌‌‍ ‍‌‍‍‌‌ ‌​‌ ‍‌​‍ ‍‌ ​ ‌ ‌​‌ ‌‌‌‍‌​‌‍‍‌‌‍ ​‍ ‌‍‍‌‌‍ ‍‌ ‌​‌‍‌‌‌‍ ‍‌ ‌​​‍ ‌‍‌‌‌‍‌​‌‍‍‌‌ ‌​​‍ ‌‍ ‌‌‍ ‌‍‌​‌‍‌‌​ ‌‌ ​​‌ ​‍‌‍‌‌‌ ​ ‌‍‌‌‌‍ ‍‌ ‌​‌‍​‌‌ ‌​‌‍‍‌‌‍ ‌‍ ‍​ ‍ ‌‍‍‌‌‍‌​​ ‌‌‍‌‍‌‍ ‌‍ ‌ ‌​‌‍‌‌‌ ​‍​ ‍ ‌ ‌​‌ ‍‌‌ ​​‌‍‌‌​ ‌‌‍‌‍‌‍ ‌‍ ‌ ‌​‌‍‌‌‌ ​‍​ ‍ ‌ ​​‌‍​‌‌ ‌​‌‍‍​​ ‌‌‍​ ‌‍ ‌‍ ​‌ ‌‌‌‍ ‌‌‍ ‍‌ ​ ​‍‌‌​ ‌‌‌​​‍‌‌ ‌‍‍ ‌‍‌‌‌ ‍‌​‍‌‌​ ​ ‌​‌​​‍‌‌​ ​ ‌​‌​​‍‌‌​ ​‍​ ​‍​ ‍​‌‍​‍‌‍‌​​ ​‌‌‍​‍‌‍‌‌‌‍‌‌‌‍‌​‌‍​‌​ ​‍‌‍‌‌‌‍​‌​‍‌‌​ ​‍​ ​‍​‍‌‌​ ‌‌‌​‌​​‍ ‍‌ ‌​‌‍‍‌‌ ‌​‌‍ ​‌‍‌‌​ ‌‍​‍‌‍​‌‌ ​ ‌‍‌‌‌‌‌‌‌ ​‍‌‍ ​​ ‌‌‍‍​‌ ‌​‌ ‌​‌ ​​‌ ​ ​‍‌‌​ ​ ‌​​‌​‍‌‌​ ​‍‌​‌‍​‍‌‌​ ​‍‌​‌‍‌‍​ ‌‍‍​‌‍‌‌‌‍ ​‌ ​ ‌‍‌‌‌‍​‌‌ ​​‌‍‍‌‌‍‌‌‌ ​‍‌ ​ ​‍ ‍‌ ​ ‌‍​‌‌‍ ‍‌‍‍‌‌ ‌​‌ ‍‌​‍ ‍‌ ​ ‌ ‌​‌ ‌‌‌‍‌​‌‍‍‌‌‍ ​‍‌‍‌‍‍‌‌‍‌​​ ‌‌‍‌‍‌‍ ‌‍ ‌ ‌​‌‍‌‌‌ ​‍​‍‌‍‌ ‌​‌ ‍‌‌ ​​‌‍‌‌​ ‌‌‍‌‍‌‍ ‌‍ ‌ ‌​‌‍‌‌‌ ​‍​‍‌‍‌ ​​‌‍​‌‌ ‌​‌‍‍​​ ‌‌‍​ ‌‍ ‌‍ ​‌ ‌‌‌‍ ‌‌‍ ‍‌ ​ ​‍‌‌​ ‌‌‌​​‍‌‌ ‌‍‍ ‌‍‌‌‌ ‍‌​‍‌‌​ ​ ‌​‌​​‍‌‌​ ​ ‌​‌​​‍‌‌​ ​‍​ ​‍​ ‍​‌‍​‍‌‍‌​​ ​‌‌‍​‍‌‍‌‌‌‍‌‌‌‍‌​‌‍​‌​ ​‍‌‍‌‌‌‍​‌​‍‌‌​ ​‍​ ​‍​‍‌‌​ ‌‌‌​‌​​‍ ‍‌ ‌​‌‍‍‌‌ ‌​‌‍ ​‌‍‌‌​‍‌‍‌ ​​‌‍‌‌‌ ​‍‌ ​ ‌ ​​‌‍‌‌‌‍​ ‌ ‌​‌‍‍‌‌ ‌‍‌‍‌‌​ ‌‌ ​​‌ ‌‌‌‍​‍‌‍ ​‌‍‍‌‌ ​ ‌‍‍​‌‍‌‌‌‍‌​​‍​‍‌ ‌